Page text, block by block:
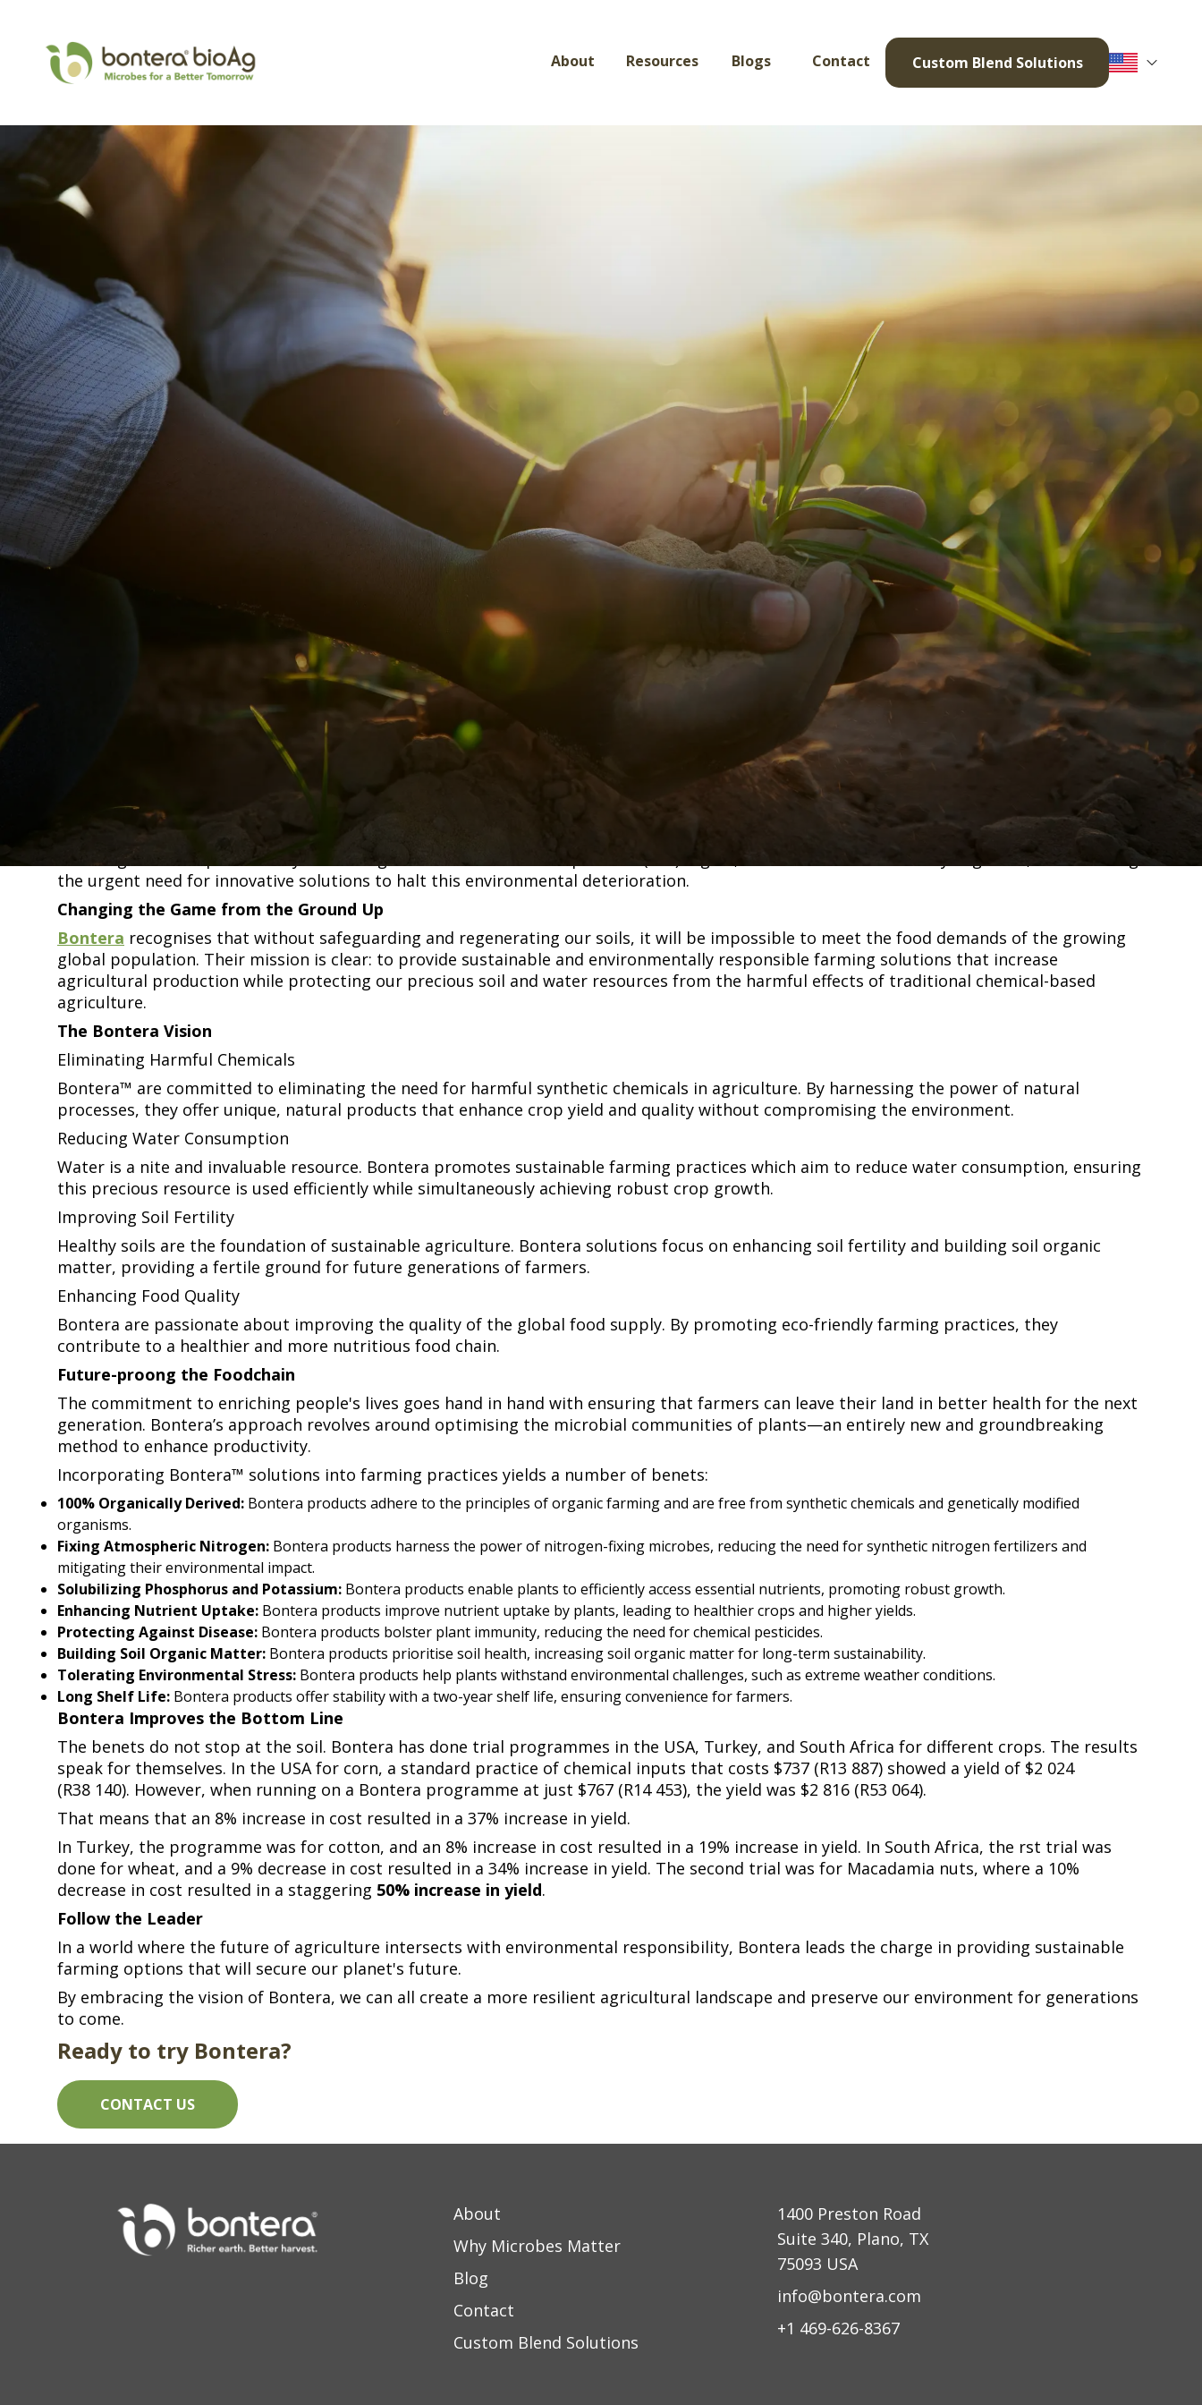
About Resources Blogs Contact Custom Blend Solutions
BACK
FUTURE-PROOFING THE FOODCHAIN: BONTERA™
LEADS THE CHARGE​​​​‌ ‍ ​‍​‍‌‍ ‌ ​‍‌‍‍‌‌‍‌ ‌‍‍‌‌‍ ‍​‍​‍​ ‍‍​‍​‍‌ ​ ‌‍​‌‌‍ ‍‌‍‍‌‌ ‌​‌ ‍‌​‍ ‍‌‍‍‌‌‍ ​‍​‍​‍ ​​‍​‍‌‍‍​‌ ​‍‌‍‌‌‌‍‌‍​‍​‍​ ‍‍​‍​‍​‍ ‌ ​ ‌ ‌​‌ ‌‌‌‍‌​‌‍‍‌‌‍ ​‍ ‌‍‍‌‌‍ ‍‌ ‌​‌‍‌‌‌‍ ‍‌ ‌​​‍ ‌‍‌‌‌‍‌​‌‍‍‌‌ ‌​​‍ ‌‍ ‌‌‍ ‌‍‌​‌‍‌‌​ ‌‌ ​​‌ ​‍‌‍‌‌‌ ​ ‌‍‌‌‌‍ ‍‌ ‌​‌‍​‌‌ ‌​‌‍‍‌‌‍ ‌‍ ‍​ ‍ ‌‍‍‌‌‍‌​​ ‌‌ ​​‌‍ ‌ ​ ‌ ‌​​‍ ‍‌ ​ ‌‍​‌​‍ ‍‌‍‌‍‌ ‌‌‌ ‌​‌ ‌‌‌ ​‍‌‍‌‌​‍ ‌‌ ​​‌ ​‍‌‍ ‌‍ ‌‍‌‍‌‍‍‌‌‍ ‍‌‍‌ ​‍ ‌‌ ‌​‌‍‍​‌‍‌‌​‍ ‌‌‍‌‍‌‍ ‌‍ ‌‍‌​‌‍​ ‌‍‍​‌‍​‌‌‍‍‌‌‍ ‍​‍ ‌‌‍​‍‌‍ ‌‍ ‍‌ ‌​‌‍‌‌‌ ​‍‌‍​‌​‍ ‌‌ ‌​‌‍ ‌​‍ ‌‌‍ ​‌‍‌‌‌‍​‌‌‍‌​‌ ​ ​‍ ‌‌ ‌​‌‍‍​‌‍‌‌​‍ ‌‌‍​ ‌‍‍​‌‍​‌‌ ​‍‌‍‌ ‌‍‌‌​ ‍ ‌ ‌​‌ ‍‌‌ ​​‌‍‌‌​ ‌‌ ​​‌‍ ‌ ​ ‌ ‌​​ ‍ ‌ ​​‌‍​‌‌ ‌​‌‍‍​​ ‌‌ ‌​‌‍‍‌‌ ‌​‌‍ ​‌‍‌‌​ ‌‍​‍‌‍​‌‌ ​ ‌‍‌‌‌‌‌‌‌ ​‍‌‍ ​​ ‌​‍‌‌​ ​‍‌​‌‍‌ ​ ‌ ‌​‌ ‌‌‌‍‌​‌‍‍‌‌‍ ​‍‌‍‌‍‍‌‌‍‌​​ ‌‌ ​​‌‍ ‌ ​ ‌ ‌​​‍ ‍‌ ​ ‌‍​‌​‍ ‍‌‍‌‍‌ ‌‌‌ ‌​‌ ‌‌‌ ​‍‌‍‌‌​‍ ‌‌ ​​‌ ​‍‌‍ ‌‍ ‌‍‌‍‌‍‍‌‌‍ ‍‌‍‌ ​‍ ‌‌ ‌​‌‍‍​‌‍‌‌​‍ ‌‌‍‌‍‌‍ ‌‍ ‌‍‌​‌‍​ ‌‍‍​‌‍​‌‌‍‍‌‌‍ ‍​‍ ‌‌‍​‍‌‍ ‌‍ ‍‌ ‌​‌‍‌‌‌ ​‍‌‍​‌​‍ ‌‌ ‌​‌‍ ‌​‍ ‌‌‍ ​‌‍‌‌‌‍​‌‌‍‌​‌ ​ ​‍ ‌‌ ‌​‌‍‍​‌‍‌‌​‍ ‌‌‍​ ‌‍‍​‌‍​‌‌ ​‍‌‍‌ ‌‍‌‌​‍‌‍‌ ‌​‌ ‍‌‌ ​​‌‍‌‌​ ‌‌ ​​‌‍ ‌ ​ ‌ ‌​​‍‌‍‌ ​​‌‍​‌‌ ‌​‌‍‍​​ ‌‌ ‌​‌‍‍‌‌ ‌​‌‍ ​‌‍‌‌​‍‌‍‌ ​​‌‍‌‌‌ ​‍‌ ​ ‌ ​​‌‍‌‌‌‍​ ‌ ‌​‌‍‍‌‌ ‌‍‌‍‌‌​ ‌‌ ​​‌ ‌‌‌‍​‍‌‍ ​‌‍‍‌‌ ​ ‌‍‍​‌‍‌‌‌‍‌​​‍​‍‌ ‌
In a world facing the daunting challenges of climate change, environmental degradation, and an ever-growing global population, the need
for sustainable farming options has never been more critical. While agriculture is essential for feeding the planet, it also accounts for 10-
12% of all global emissions. Astonishingly, the production and use of synthetic nitrogen fertilizers alone contribute more than 2% of global
emissions—surpassing the entire aviation industry.​​​​‌ ‍ ​‍​‍‌‍ ‌ ​‍‌‍‍‌‌‍‌ ‌‍‍‌‌‍ ‍​‍​‍​ ‍‍​‍​‍‌ ​ ‌‍​‌‌‍ ‍‌‍‍‌‌ ‌​‌ ‍‌​‍ ‍‌‍‍‌‌‍ ​‍​‍​‍ ​​‍​‍‌‍‍​‌ ​‍‌‍‌‌‌‍‌‍​‍​‍​ ‍‍​‍​‍​‍ ‌ ​ ‌ ‌​‌ ‌‌‌‍‌​‌‍‍‌‌‍ ​‍ ‌‍‍‌‌‍ ‍‌ ‌​‌‍‌‌‌‍ ‍‌ ‌​​‍ ‌‍‌‌‌‍‌​‌‍‍‌‌ ‌​​‍ ‌‍ ‌‌‍ ‌‍‌​‌‍‌‌​ ‌‌ ​​‌ ​‍‌‍‌‌‌ ​ ‌‍‌‌‌‍ ‍‌ ‌​‌‍​‌‌ ‌​‌‍‍‌‌‍ ‌‍ ‍​ ‍ ‌‍‍‌‌‍‌​​ ‌‌ ​​‌‍ ‌ ​ ‌ ‌​​‍ ‍‌ ​ ‌‍​‌​‍ ‍‌‍‌‍‌ ‌‌‌ ‌​‌ ‌‌‌ ​‍‌‍‌‌​‍ ‌‌ ​​‌ ​‍‌‍ ‌‍ ‌‍‌‍‌‍‍‌‌‍ ‍‌‍‌ ​‍ ‌‌ ‌​‌‍‍​‌‍‌‌​‍ ‌‌‍‌‍‌‍ ‌‍ ‌‍‌​‌‍​ ‌‍‍​‌‍​‌‌‍‍‌‌‍ ‍​‍ ‌‌‍​‍‌‍ ‌‍ ‍‌ ‌​‌‍‌‌‌ ​‍‌‍​‌​‍ ‌‌ ‌​‌‍ ‌​‍ ‌‌‍ ​‌‍‌‌‌‍​‌‌‍‌​‌ ​ ​‍ ‌‌ ‌​‌‍‍​‌‍‌‌​‍ ‌‌‍​ ‌‍‍​‌‍​‌‌ ​‍‌‍‌ ‌‍‌‌​ ‍ ‌ ‌​‌ ‍‌‌ ​​‌‍‌‌​ ‌‌ ​​‌‍ ‌ ​ ‌ ‌​​ ‍ ‌ ​​‌‍​‌‌ ‌​‌‍‍​​ ‌‌‍​‍‌‍ ‌‍‌​‌ ‍‌​‍‌‌​ ‌‌‌​​‍‌‌ ‌‍‍ ‌‍‌‌‌ ‍‌​‍‌‌​ ​ ‌​‌​​‍‌‌​ ​ ‌​‌​​‍‌‌​ ​‍​ ​‍​ ‌​​ ‍‌​ ​‍‌‍‌‌​ ‍‌​ ​​‌‍‌‍‌‍​‌​ ‌ ​ ​​‌‍​‍​ ‍​​‍‌‌​ ​‍​ ​‍​‍‌‌​ ‌‌‌​‌​​‍ ‍‌‍​ ‌‍‍​‌‍‍‌‌‍ ​‌‍‌​‌ ​‍‌‍‌‌‌‍ ‍​‍‌‌​ ‌‌‌​​‍‌‌ ‌‍‍ ‌‍‌‌‌ ‍‌​‍‌‌​ ​ ‌​‌​​‍‌‌​ ​ ‌​‌​​‍‌‌​ ​‍​ ​‍​ ‍​​ ‌​​ ​​‌‍‌‌​ ‍​​ ​​‌‍​‍‌‍​‌‌‍​‍​ ‌‍​ ​‌​ ‍​​ ​​​‍‌‌​ ​‍​ ​‍​‍‌‌​ ‌‌‌​‌​​‍ ‍‌ ‌​‌‍‌‌‌ ‍​‌ ‌​​ ‌‍​‍‌‍​‌‌ ​ ‌‍‌‌‌‌‌‌‌ ​‍‌‍ ​​ ‌​‍‌‌​ ​‍‌​‌‍‌ ​ ‌ ‌​‌ ‌‌‌‍‌​‌‍‍‌‌‍ ​‍‌‍‌‍‍‌‌‍‌​​ ‌‌ ​​‌‍ ‌ ​ ‌ ‌​​‍ ‍‌ ​ ‌‍​‌​‍ ‍‌‍‌‍‌ ‌‌‌ ‌​‌ ‌‌‌ ​‍‌‍‌‌​‍ ‌‌ ​​‌ ​‍‌‍ ‌‍ ‌‍‌‍‌‍‍‌‌‍ ‍‌‍‌ ​‍ ‌‌ ‌​‌‍‍​‌‍‌‌​‍ ‌‌‍‌‍‌‍ ‌‍ ‌‍‌​‌‍​ ‌‍‍​‌‍​‌‌‍‍‌‌‍ ‍​‍ ‌‌‍​‍‌‍ ‌‍ ‍‌ ‌​‌‍‌‌‌ ​‍‌‍​‌​‍ ‌‌ ‌​‌‍ ‌​‍ ‌‌‍ ​‌‍‌‌‌‍​‌‌‍‌​‌ ​ ​‍ ‌‌ ‌​‌‍‍​‌‍‌‌​‍ ‌‌‍​ ‌‍‍​‌‍​‌‌ ​‍‌‍‌ ‌‍‌‌​‍‌‍‌ ‌​‌ ‍‌‌ ​​‌‍‌‌​ ‌‌ ​​‌‍ ‌ ​ ‌ ‌​​‍‌‍‌ ​​‌‍​‌‌ ‌​‌‍‍​​ ‌‌‍​‍‌‍ ‌‍‌​‌ ‍‌​‍‌‌​ ‌‌‌​​‍‌‌ ‌‍‍ ‌‍‌‌‌ ‍‌​‍‌‌​ ​ ‌​‌​​‍‌‌​ ​ ‌​‌​​‍‌‌​ ​‍​ ​‍​ ‌​​ ‍‌​ ​‍‌‍‌‌​ ‍‌​ ​​‌‍‌‍‌‍​‌​ ‌ ​ ​​‌‍​‍​ ‍​​‍‌‌​ ​‍​ ​‍​‍‌‌​ ‌‌‌​‌​​‍ ‍‌‍​ ‌‍‍​‌‍‍‌‌‍ ​‌‍‌​‌ ​‍‌‍‌‌‌‍ ‍​‍‌‌​ ‌‌‌​​‍‌‌ ‌‍‍ ‌‍‌‌‌ ‍‌​‍‌‌​ ​ ‌​‌​​‍‌‌​ ​ ‌​‌​​‍‌‌​ ​‍​ ​‍​ ‍​​ ‌​​ ​​‌‍‌‌​ ‍​​ ​​‌‍​‍‌‍​‌‌‍​‍​ ‌‍​ ​‌​ ‍​​ ​​​‍‌‌​ ​‍​ ​‍​‍‌‌​ ‌‌‌​‌​​‍ ‍‌ ‌​‌‍‌‌‌ ‍​‌ ‌​​‍‌‍‌ ​​‌‍‌‌‌ ​‍‌ ​ ‌ ​​‌‍‌‌‌‍​ ‌ ‌​‌‍‍‌‌ ‌‍‌‍‌‌​ ‌‌ ​​‌ ‌‌‌‍​‍‌‍ ​‌‍‍‌‌ ​ ‌‍‍​‌‍‌‌‌‍‌​​‍​‍‌ ‌
In addition, alarming trends in land productivity have emerged in recent years. From 2000 to 2015, one-fifth of the Earth's surface exhibited
declining trends in productivity. In the Organisation of Islamic Cooperation (OIC) region, 16% of land area is already degraded, underscoring
the urgent need for innovative solutions to halt this environmental deterioration.​​​​‌ ‍ ​‍​‍‌‍ ‌ ​‍‌‍‍‌‌‍‌ ‌‍‍‌‌‍ ‍​‍​‍​ ‍‍​‍​‍‌ ​ ‌‍​‌‌‍ ‍‌‍‍‌‌ ‌​‌ ‍‌​‍ ‍‌‍‍‌‌‍ ​‍​‍​‍ ​​‍​‍‌‍‍​‌ ​‍‌‍‌‌‌‍‌‍​‍​‍​ ‍‍​‍​‍​‍ ‌ ​ ‌ ‌​‌ ‌‌‌‍‌​‌‍‍‌‌‍ ​‍ ‌‍‍‌‌‍ ‍‌ ‌​‌‍‌‌‌‍ ‍‌ ‌​​‍ ‌‍‌‌‌‍‌​‌‍‍‌‌ ‌​​‍ ‌‍ ‌‌‍ ‌‍‌​‌‍‌‌​ ‌‌ ​​‌ ​‍‌‍‌‌‌ ​ ‌‍‌‌‌‍ ‍‌ ‌​‌‍​‌‌ ‌​‌‍‍‌‌‍ ‌‍ ‍​ ‍ ‌‍‍‌‌‍‌​​ ‌‌ ​​‌‍ ‌ ​ ‌ ‌​​‍ ‍‌ ​ ‌‍​‌​‍ ‍‌‍‌‍‌ ‌‌‌ ‌​‌ ‌‌‌ ​‍‌‍‌‌​‍ ‌‌ ​​‌ ​‍‌‍ ‌‍ ‌‍‌‍‌‍‍‌‌‍ ‍‌‍‌ ​‍ ‌‌ ‌​‌‍‍​‌‍‌‌​‍ ‌‌‍‌‍‌‍ ‌‍ ‌‍‌​‌‍​ ‌‍‍​‌‍​‌‌‍‍‌‌‍ ‍​‍ ‌‌‍​‍‌‍ ‌‍ ‍‌ ‌​‌‍‌‌‌ ​‍‌‍​‌​‍ ‌‌ ‌​‌‍ ‌​‍ ‌‌‍ ​‌‍‌‌‌‍​‌‌‍‌​‌ ​ ​‍ ‌‌ ‌​‌‍‍​‌‍‌‌​‍ ‌‌‍​ ‌‍‍​‌‍​‌‌ ​‍‌‍‌ ‌‍‌‌​ ‍ ‌ ‌​‌ ‍‌‌ ​​‌‍‌‌​ ‌‌ ​​‌‍ ‌ ​ ‌ ‌​​ ‍ ‌ ​​‌‍​‌‌ ‌​‌‍‍​​ ‌‌‍​‍‌‍ ‌‍‌​‌ ‍‌​‍‌‌​ ‌‌‌​​‍‌‌ ‌‍‍ ‌‍‌‌‌ ‍‌​‍‌‌​ ​ ‌​‌​​‍‌‌​ ​ ‌​‌​​‍‌‌​ ​‍​ ​‍​ ‌‍‌‍‌‌​ ​‍​ ‌‌​ ‌ ​ ‌ ‌‍​‍​ ​ ‌‍‌‍​ ​​​ ‌​​ ​‌​‍‌‌​ ​‍​ ​‍​‍‌‌​ ‌‌‌​‌​​‍ ‍‌‍​ ‌‍‍​‌‍‍‌‌‍ ​‌‍‌​‌ ​‍‌‍‌‌‌‍ ‍​‍‌‌​ ‌‌‌​​‍‌‌ ‌‍‍ ‌‍‌‌‌ ‍‌​‍‌‌​ ​ ‌​‌​​‍‌‌​ ​ ‌​‌​​‍‌‌​ ​‍​ ​‍‌‍‌‍‌‍‌‍​ ​‍‌‍‌‌‌‍​‌​ ‌​​ ‌​​ ‌‌‌‍​‌‌‍​‌‌‍​‌‌‍​‍​ ​​​‍‌‌​ ​‍​ ​‍​‍‌‌​ ‌‌‌​‌​​‍ ‍‌ ‌​‌‍‌‌‌ ‍​‌ ‌​​ ‌‍​‍‌‍​‌‌ ​ ‌‍‌‌‌‌‌‌‌ ​‍‌‍ ​​ ‌​‍‌‌​ ​‍‌​‌‍‌ ​ ‌ ‌​‌ ‌‌‌‍‌​‌‍‍‌‌‍ ​‍‌‍‌‍‍‌‌‍‌​​ ‌‌ ​​‌‍ ‌ ​ ‌ ‌​​‍ ‍‌ ​ ‌‍​‌​‍ ‍‌‍‌‍‌ ‌‌‌ ‌​‌ ‌‌‌ ​‍‌‍‌‌​‍ ‌‌ ​​‌ ​‍‌‍ ‌‍ ‌‍‌‍‌‍‍‌‌‍ ‍‌‍‌ ​‍ ‌‌ ‌​‌‍‍​‌‍‌‌​‍ ‌‌‍‌‍‌‍ ‌‍ ‌‍‌​‌‍​ ‌‍‍​‌‍​‌‌‍‍‌‌‍ ‍​‍ ‌‌‍​‍‌‍ ‌‍ ‍‌ ‌​‌‍‌‌‌ ​‍‌‍​‌​‍ ‌‌ ‌​‌‍ ‌​‍ ‌‌‍ ​‌‍‌‌‌‍​‌‌‍‌​‌ ​ ​‍ ‌‌ ‌​‌‍‍​‌‍‌‌​‍ ‌‌‍​ ‌‍‍​‌‍​‌‌ ​‍‌‍‌ ‌‍‌‌​‍‌‍‌ ‌​‌ ‍‌‌ ​​‌‍‌‌​ ‌‌ ​​‌‍ ‌ ​ ‌ ‌​​‍‌‍‌ ​​‌‍​‌‌ ‌​‌‍‍​​ ‌‌‍​‍‌‍ ‌‍‌​‌ ‍‌​‍‌‌​ ‌‌‌​​‍‌‌ ‌‍‍ ‌‍‌‌‌ ‍‌​‍‌‌​ ​ ‌​‌​​‍‌‌​ ​ ‌​‌​​‍‌‌​ ​‍​ ​‍​ ‌‍‌‍‌‌​ ​‍​ ‌‌​ ‌ ​ ‌ ‌‍​‍​ ​ ‌‍‌‍​ ​​​ ‌​​ ​‌​‍‌‌​ ​‍​ ​‍​‍‌‌​ ‌‌‌​‌​​‍ ‍‌‍​ ‌‍‍​‌‍‍‌‌‍ ​‌‍‌​‌ ​‍‌‍‌‌‌‍ ‍​‍‌‌​ ‌‌‌​​‍‌‌ ‌‍‍ ‌‍‌‌‌ ‍‌​‍‌‌​ ​ ‌​‌​​‍‌‌​ ​ ‌​‌​​‍‌‌​ ​‍​ ​‍‌‍‌‍‌‍‌‍​ ​‍‌‍‌‌‌‍​‌​ ‌​​ ‌​​ ‌‌‌‍​‌‌‍​‌‌‍​‌‌‍​‍​ ​​​‍‌‌​ ​‍​ ​‍​‍‌‌​ ‌‌‌​‌​​‍ ‍‌ ‌​‌‍‌‌‌ ‍​‌ ‌​​‍‌‍‌ ​​‌‍‌‌‌ ​‍‌ ​ ‌ ​​‌‍‌‌‌‍​ ‌ ‌​‌‍‍‌‌ ‌‍‌‍‌‌​ ‌‌ ​​‌ ‌‌‌‍​‍‌‍ ​‌‍‍‌‌ ​ ‌‍‍​‌‍‌‌‌‍‌​​‍​‍‌ ‌
Changing the Game from the Ground Up​​​​‌ ‍ ​‍​‍‌‍ ‌ ​‍‌‍‍‌‌‍‌ ‌‍‍‌‌‍ ‍​‍​‍​ ‍‍​‍​‍‌ ​ ‌‍​‌‌‍ ‍‌‍‍‌‌ ‌​‌ ‍‌​‍ ‍‌‍‍‌‌‍ ​‍​‍​‍ ​​‍​‍‌‍‍​‌ ​‍‌‍‌‌‌‍‌‍​‍​‍​ ‍‍​‍​‍​‍ ‌ ​ ‌ ‌​‌ ‌‌‌‍‌​‌‍‍‌‌‍ ​‍ ‌‍‍‌‌‍ ‍‌ ‌​‌‍‌‌‌‍ ‍‌ ‌​​‍ ‌‍‌‌‌‍‌​‌‍‍‌‌ ‌​​‍ ‌‍ ‌‌‍ ‌‍‌​‌‍‌‌​ ‌‌ ​​‌ ​‍‌‍‌‌‌ ​ ‌‍‌‌‌‍ ‍‌ ‌​‌‍​‌‌ ‌​‌‍‍‌‌‍ ‌‍ ‍​ ‍ ‌‍‍‌‌‍‌​​ ‌‌ ​​‌‍ ‌ ​ ‌ ‌​​‍ ‍‌ ​ ‌‍​‌​‍ ‍‌‍‌‍‌ ‌‌‌ ‌​‌ ‌‌‌ ​‍‌‍‌‌​‍ ‌‌ ​​‌ ​‍‌‍ ‌‍ ‌‍‌‍‌‍‍‌‌‍ ‍‌‍‌ ​‍ ‌‌ ‌​‌‍‍​‌‍‌‌​‍ ‌‌‍‌‍‌‍ ‌‍ ‌‍‌​‌‍​ ‌‍‍​‌‍​‌‌‍‍‌‌‍ ‍​‍ ‌‌‍​‍‌‍ ‌‍ ‍‌ ‌​‌‍‌‌‌ ​‍‌‍​‌​‍ ‌‌ ‌​‌‍ ‌​‍ ‌‌‍ ​‌‍‌‌‌‍​‌‌‍‌​‌ ​ ​‍ ‌‌ ‌​‌‍‍​‌‍‌‌​‍ ‌‌‍​ ‌‍‍​‌‍​‌‌ ​‍‌‍‌ ‌‍‌‌​ ‍ ‌ ‌​‌ ‍‌‌ ​​‌‍‌‌​ ‌‌ ​​‌‍ ‌ ​ ‌ ‌​​ ‍ ‌ ​​‌‍​‌‌ ‌​‌‍‍​​ ‌‌‍​‍‌‍ ‌‍‌​‌ ‍‌​‍‌‌​ ‌‌‌​​‍‌‌ ‌‍‍ ‌‍‌‌‌ ‍‌​‍‌‌​ ​ ‌​‌​​‍‌‌​ ​ ‌​‌​​‍‌‌​ ​‍​ ​‍‌‍‌​‌‍‌‌​ ‍‌‌‍​‍​ ​​​ ​ ​ ​ ​ ‍​​ ‌‌‌‍​‍​ ​ ​ ‌​​‍‌‌​ ​‍​ ​‍​‍‌‌​ ‌‌‌​‌​​‍ ‍‌‍​ ‌‍‍​‌‍‍‌‌‍ ​‌‍‌​‌ ​‍‌‍‌‌‌‍ ‍​‍‌‌​ ‌‌‌​​‍‌‌ ‌‍‍ ‌‍‌‌‌ ‍‌​‍‌‌​ ​ ‌​‌​​‍‌‌​ ​ ‌​‌​​‍‌‌​ ​‍​ ​‍‌‍‌‌​ ​‍​ ‌ ​ ​ ‌‍​‌​ ​ ‌‍​‍​ ‌‌‌‍​‌​ ​ ‌‍‌​​ ‍​​ ​​​‍‌‌​ ​‍​ ​‍​‍‌‌​ ‌‌‌​‌​​‍ ‍‌ ‌​‌‍‌‌‌ ‍​‌ ‌​​ ‌‍​‍‌‍​‌‌ ​ ‌‍‌‌‌‌‌‌‌ ​‍‌‍ ​​ ‌​‍‌‌​ ​‍‌​‌‍‌ ​ ‌ ‌​‌ ‌‌‌‍‌​‌‍‍‌‌‍ ​‍‌‍‌‍‍‌‌‍‌​​ ‌‌ ​​‌‍ ‌ ​ ‌ ‌​​‍ ‍‌ ​ ‌‍​‌​‍ ‍‌‍‌‍‌ ‌‌‌ ‌​‌ ‌‌‌ ​‍‌‍‌‌​‍ ‌‌ ​​‌ ​‍‌‍ ‌‍ ‌‍‌‍‌‍‍‌‌‍ ‍‌‍‌ ​‍ ‌‌ ‌​‌‍‍​‌‍‌‌​‍ ‌‌‍‌‍‌‍ ‌‍ ‌‍‌​‌‍​ ‌‍‍​‌‍​‌‌‍‍‌‌‍ ‍​‍ ‌‌‍​‍‌‍ ‌‍ ‍‌ ‌​‌‍‌‌‌ ​‍‌‍​‌​‍ ‌‌ ‌​‌‍ ‌​‍ ‌‌‍ ​‌‍‌‌‌‍​‌‌‍‌​‌ ​ ​‍ ‌‌ ‌​‌‍‍​‌‍‌‌​‍ ‌‌‍​ ‌‍‍​‌‍​‌‌ ​‍‌‍‌ ‌‍‌‌​‍‌‍‌ ‌​‌ ‍‌‌ ​​‌‍‌‌​ ‌‌ ​​‌‍ ‌ ​ ‌ ‌​​‍‌‍‌ ​​‌‍​‌‌ ‌​‌‍‍​​ ‌‌‍​‍‌‍ ‌‍‌​‌ ‍‌​‍‌‌​ ‌‌‌​​‍‌‌ ‌‍‍ ‌‍‌‌‌ ‍‌​‍‌‌​ ​ ‌​‌​​‍‌‌​ ​ ‌​‌​​‍‌‌​ ​‍​ ​‍‌‍‌​‌‍‌‌​ ‍‌‌‍​‍​ ​​​ ​ ​ ​ ​ ‍​​ ‌‌‌‍​‍​ ​ ​ ‌​​‍‌‌​ ​‍​ ​‍​‍‌‌​ ‌‌‌​‌​​‍ ‍‌‍​ ‌‍‍​‌‍‍‌‌‍ ​‌‍‌​‌ ​‍‌‍‌‌‌‍ ‍​‍‌‌​ ‌‌‌​​‍‌‌ ‌‍‍ ‌‍‌‌‌ ‍‌​‍‌‌​ ​ ‌​‌​​‍‌‌​ ​ ‌​‌​​‍‌‌​ ​‍​ ​‍‌‍‌‌​ ​‍​ ‌ ​ ​ ‌‍​‌​ ​ ‌‍​‍​ ‌‌‌‍​‌​ ​ ‌‍‌​​ ‍​​ ​​​‍‌‌​ ​‍​ ​‍​‍‌‌​ ‌‌‌​‌​​‍ ‍‌ ‌​‌‍‌‌‌ ‍​‌ ‌​​‍‌‍‌ ​​‌‍‌‌‌ ​‍‌ ​ ‌ ​​‌‍‌‌‌‍​ ‌ ‌​‌‍‍‌‌ ‌‍‌‍‌‌​ ‌‌ ​​‌ ‌‌‌‍​‍‌‍ ​‌‍‍‌‌ ​ ‌‍‍​‌‍‌‌‌‍‌​​‍​‍‌ ‌
Bontera​​​​‌ ‍ ​‍​‍‌‍ ‌ ​‍‌‍‍‌‌‍‌ ‌‍‍‌‌‍ ‍​‍​‍​ ‍‍​‍​‍‌ ​ ‌‍​‌‌‍ ‍‌‍‍‌‌ ‌​‌ ‍‌​‍ ‍‌‍‍‌‌‍ ​‍​‍​‍ ​​‍​‍‌‍‍​‌ ​‍‌‍‌‌‌‍‌‍​‍​‍​ ‍‍​‍​‍​‍ ‌ ​ ‌ ‌​‌ ‌‌‌‍‌​‌‍‍‌‌‍ ​‍ ‌‍‍‌‌‍ ‍‌ ‌​‌‍‌‌‌‍ ‍‌ ‌​​‍ ‌‍‌‌‌‍‌​‌‍‍‌‌ ‌​​‍ ‌‍ ‌‌‍ ‌‍‌​‌‍‌‌​ ‌‌ ​​‌ ​‍‌‍‌‌‌ ​ ‌‍‌‌‌‍ ‍‌ ‌​‌‍​‌‌ ‌​‌‍‍‌‌‍ ‌‍ ‍​ ‍ ‌‍‍‌‌‍‌​​ ‌‌ ​​‌‍ ‌ ​ ‌ ‌​​‍ ‍‌ ​ ‌‍​‌​‍ ‍‌‍‌‍‌ ‌‌‌ ‌​‌ ‌‌‌ ​‍‌‍‌‌​‍ ‌‌ ​​‌ ​‍‌‍ ‌‍ ‌‍‌‍‌‍‍‌‌‍ ‍‌‍‌ ​‍ ‌‌ ‌​‌‍‍​‌‍‌‌​‍ ‌‌‍‌‍‌‍ ‌‍ ‌‍‌​‌‍​ ‌‍‍​‌‍​‌‌‍‍‌‌‍ ‍​‍ ‌‌‍​‍‌‍ ‌‍ ‍‌ ‌​‌‍‌‌‌ ​‍‌‍​‌​‍ ‌‌ ‌​‌‍ ‌​‍ ‌‌‍ ​‌‍‌‌‌‍​‌‌‍‌​‌ ​ ​‍ ‌‌ ‌​‌‍‍​‌‍‌‌​‍ ‌‌‍​ ‌‍‍​‌‍​‌‌ ​‍‌‍‌ ‌‍‌‌​ ‍ ‌ ‌​‌ ‍‌‌ ​​‌‍‌‌​ ‌‌ ​​‌‍ ‌ ​ ‌ ‌​​ ‍ ‌ ​​‌‍​‌‌ ‌​‌‍‍​​ ‌‌‍​‍‌‍ ‌‍‌​‌ ‍‌​‍‌‌​ ‌‌‌​​‍‌‌ ‌‍‍ ‌‍‌‌‌ ‍‌​‍‌‌​ ​ ‌​‌​​‍‌‌​ ​ ‌​‌​​‍‌‌​ ​‍​ ​‍​ ‍​​ ​‌​ ‍‌‌‍​‌​ ‌‌​ ‌‌​ ​ ‌‍​ ‌‍‌‌​ ‌​‌‍‌‍‌‍‌‍​‍‌‌​ ​‍​ ​‍​‍‌‌​ ‌‌‌​‌​​‍ ‍‌‍​ ‌‍‍​‌‍‍‌‌‍ ​‌‍‌​‌ ​‍‌‍‌‌‌‍ ‍​‍‌‌​ ‌‌‌​​‍‌‌ ‌‍‍ ‌‍‌‌‌ ‍‌​‍‌‌​ ​ ‌​‌​​‍‌‌​ ​ ‌​‌​​‍‌‌​ ​‍​ ​‍‌‍‌​‌‍​‌​ ‌​​ ‌ ‌‍​‌​ ‌ ​ ​ ‌‍​‍‌‍‌‌​ ​‍​ ‍​‌‍‌‍​ ​​​‍‌‌​ ​‍​ ​‍​‍‌‌​ ‌‌‌​‌​​‍ ‍‌ ‌​‌‍‌‌‌ ‍​‌ ‌​​ ‌‍​‍‌‍​‌‌ ​ ‌‍‌‌‌‌‌‌‌ ​‍‌‍ ​​ ‌​‍‌‌​ ​‍‌​‌‍‌ ​ ‌ ‌​‌ ‌‌‌‍‌​‌‍‍‌‌‍ ​‍‌‍‌‍‍‌‌‍‌​​ ‌‌ ​​‌‍ ‌ ​ ‌ ‌​​‍ ‍‌ ​ ‌‍​‌​‍ ‍‌‍‌‍‌ ‌‌‌ ‌​‌ ‌‌‌ ​‍‌‍‌‌​‍ ‌‌ ​​‌ ​‍‌‍ ‌‍ ‌‍‌‍‌‍‍‌‌‍ ‍‌‍‌ ​‍ ‌‌ ‌​‌‍‍​‌‍‌‌​‍ ‌‌‍‌‍‌‍ ‌‍ ‌‍‌​‌‍​ ‌‍‍​‌‍​‌‌‍‍‌‌‍ ‍​‍ ‌‌‍​‍‌‍ ‌‍ ‍‌ ‌​‌‍‌‌‌ ​‍‌‍​‌​‍ ‌‌ ‌​‌‍ ‌​‍ ‌‌‍ ​‌‍‌‌‌‍​‌‌‍‌​‌ ​ ​‍ ‌‌ ‌​‌‍‍​‌‍‌‌​‍ ‌‌‍​ ‌‍‍​‌‍​‌‌ ​‍‌‍‌ ‌‍‌‌​‍‌‍‌ ‌​‌ ‍‌‌ ​​‌‍‌‌​ ‌‌ ​​‌‍ ‌ ​ ‌ ‌​​‍‌‍‌ ​​‌‍​‌‌ ‌​‌‍‍​​ ‌‌‍​‍‌‍ ‌‍‌​‌ ‍‌​‍‌‌​ ‌‌‌​​‍‌‌ ‌‍‍ ‌‍‌‌‌ ‍‌​‍‌‌​ ​ ‌​‌​​‍‌‌​ ​ ‌​‌​​‍‌‌​ ​‍​ ​‍​ ‍​​ ​‌​ ‍‌‌‍​‌​ ‌‌​ ‌‌​ ​ ‌‍​ ‌‍‌‌​ ‌​‌‍‌‍‌‍‌‍​‍‌‌​ ​‍​ ​‍​‍‌‌​ ‌‌‌​‌​​‍ ‍‌‍​ ‌‍‍​‌‍‍‌‌‍ ​‌‍‌​‌ ​‍‌‍‌‌‌‍ ‍​‍‌‌​ ‌‌‌​​‍‌‌ ‌‍‍ ‌‍‌‌‌ ‍‌​‍‌‌​ ​ ‌​‌​​‍‌‌​ ​ ‌​‌​​‍‌‌​ ​‍​ ​‍‌‍‌​‌‍​‌​ ‌​​ ‌ ‌‍​‌​ ‌ ​ ​ ‌‍​‍‌‍‌‌​ ​‍​ ‍​‌‍‌‍​ ​​​‍‌‌​ ​‍​ ​‍​‍‌‌​ ‌‌‌​‌​​‍ ‍‌ ‌​‌‍‌‌‌ ‍​‌ ‌​​‍‌‍‌ ​​‌‍‌‌‌ ​‍‌ ​ ‌ ​​‌‍‌‌‌‍​ ‌ ‌​‌‍‍‌‌ ‌‍‌‍‌‌​ ‌‌ ​​‌ ‌‌‌‍​‍‌‍ ​‌‍‍‌‌ ​ ‌‍‍​‌‍‌‌‌‍‌​​‍​‍‌ ‌ recognises that without safeguarding and regenerating our soils, it will be impossible to meet the food demands of the growing
global population. Their mission is clear: to provide sustainable and environmentally responsible farming solutions that increase
agricultural production while protecting our precious soil and water resources from the harmful effects of traditional chemical-based
agriculture.​​​​‌ ‍ ​‍​‍‌‍ ‌ ​‍‌‍‍‌‌‍‌ ‌‍‍‌‌‍ ‍​‍​‍​ ‍‍​‍​‍‌ ​ ‌‍​‌‌‍ ‍‌‍‍‌‌ ‌​‌ ‍‌​‍ ‍‌‍‍‌‌‍ ​‍​‍​‍ ​​‍​‍‌‍‍​‌ ​‍‌‍‌‌‌‍‌‍​‍​‍​ ‍‍​‍​‍​‍ ‌ ​ ‌ ‌​‌ ‌‌‌‍‌​‌‍‍‌‌‍ ​‍ ‌‍‍‌‌‍ ‍‌ ‌​‌‍‌‌‌‍ ‍‌ ‌​​‍ ‌‍‌‌‌‍‌​‌‍‍‌‌ ‌​​‍ ‌‍ ‌‌‍ ‌‍‌​‌‍‌‌​ ‌‌ ​​‌ ​‍‌‍‌‌‌ ​ ‌‍‌‌‌‍ ‍‌ ‌​‌‍​‌‌ ‌​‌‍‍‌‌‍ ‌‍ ‍​ ‍ ‌‍‍‌‌‍‌​​ ‌‌ ​​‌‍ ‌ ​ ‌ ‌​​‍ ‍‌ ​ ‌‍​‌​‍ ‍‌‍‌‍‌ ‌‌‌ ‌​‌ ‌‌‌ ​‍‌‍‌‌​‍ ‌‌ ​​‌ ​‍‌‍ ‌‍ ‌‍‌‍‌‍‍‌‌‍ ‍‌‍‌ ​‍ ‌‌ ‌​‌‍‍​‌‍‌‌​‍ ‌‌‍‌‍‌‍ ‌‍ ‌‍‌​‌‍​ ‌‍‍​‌‍​‌‌‍‍‌‌‍ ‍​‍ ‌‌‍​‍‌‍ ‌‍ ‍‌ ‌​‌‍‌‌‌ ​‍‌‍​‌​‍ ‌‌ ‌​‌‍ ‌​‍ ‌‌‍ ​‌‍‌‌‌‍​‌‌‍‌​‌ ​ ​‍ ‌‌ ‌​‌‍‍​‌‍‌‌​‍ ‌‌‍​ ‌‍‍​‌‍​‌‌ ​‍‌‍‌ ‌‍‌‌​ ‍ ‌ ‌​‌ ‍‌‌ ​​‌‍‌‌​ ‌‌ ​​‌‍ ‌ ​ ‌ ‌​​ ‍ ‌ ​​‌‍​‌‌ ‌​‌‍‍​​ ‌‌‍​‍‌‍ ‌‍‌​‌ ‍‌​‍‌‌​ ‌‌‌​​‍‌‌ ‌‍‍ ‌‍‌‌‌ ‍‌​‍‌‌​ ​ ‌​‌​​‍‌‌​ ​ ‌​‌​​‍‌‌​ ​‍​ ​‍​ ‍​​ ​‌​ ‍‌‌‍​‌​ ‌‌​ ‌‌​ ​ ‌‍​ ‌‍‌‌​ ‌​‌‍‌‍‌‍‌‍​‍‌‌​ ​‍​ ​‍​‍‌‌​ ‌‌‌​‌​​‍ ‍‌‍​ ‌‍‍​‌‍‍‌‌‍ ​‌‍‌​‌ ​‍‌‍‌‌‌‍ ‍​‍‌‌​ ‌‌‌​​‍‌‌ ‌‍‍ ‌‍‌‌‌ ‍‌​‍‌‌​ ​ ‌​‌​​‍‌‌​ ​ ‌​‌​​‍‌‌​ ​‍​ ​‍‌‍‌​‌‍​‌​ ‌​​ ‌ ‌‍​‌​ ‌ ​ ​ ‌‍​‍‌‍‌‌​ ​‍​ ‍​‌‍‌‍​ ​‌​‍‌‌​ ​‍​ ​‍​‍‌‌​ ‌‌‌​‌​​‍ ‍‌ ‌​‌‍‌‌‌ ‍​‌ ‌​​ ‌‍​‍‌‍​‌‌ ​ ‌‍‌‌‌‌‌‌‌ ​‍‌‍ ​​ ‌​‍‌‌​ ​‍‌​‌‍‌ ​ ‌ ‌​‌ ‌‌‌‍‌​‌‍‍‌‌‍ ​‍‌‍‌‍‍‌‌‍‌​​ ‌‌ ​​‌‍ ‌ ​ ‌ ‌​​‍ ‍‌ ​ ‌‍​‌​‍ ‍‌‍‌‍‌ ‌‌‌ ‌​‌ ‌‌‌ ​‍‌‍‌‌​‍ ‌‌ ​​‌ ​‍‌‍ ‌‍ ‌‍‌‍‌‍‍‌‌‍ ‍‌‍‌ ​‍ ‌‌ ‌​‌‍‍​‌‍‌‌​‍ ‌‌‍‌‍‌‍ ‌‍ ‌‍‌​‌‍​ ‌‍‍​‌‍​‌‌‍‍‌‌‍ ‍​‍ ‌‌‍​‍‌‍ ‌‍ ‍‌ ‌​‌‍‌‌‌ ​‍‌‍​‌​‍ ‌‌ ‌​‌‍ ‌​‍ ‌‌‍ ​‌‍‌‌‌‍​‌‌‍‌​‌ ​ ​‍ ‌‌ ‌​‌‍‍​‌‍‌‌​‍ ‌‌‍​ ‌‍‍​‌‍​‌‌ ​‍‌‍‌ ‌‍‌‌​‍‌‍‌ ‌​‌ ‍‌‌ ​​‌‍‌‌​ ‌‌ ​​‌‍ ‌ ​ ‌ ‌​​‍‌‍‌ ​​‌‍​‌‌ ‌​‌‍‍​​ ‌‌‍​‍‌‍ ‌‍‌​‌ ‍‌​‍‌‌​ ‌‌‌​​‍‌‌ ‌‍‍ ‌‍‌‌‌ ‍‌​‍‌‌​ ​ ‌​‌​​‍‌‌​ ​ ‌​‌​​‍‌‌​ ​‍​ ​‍​ ‍​​ ​‌​ ‍‌‌‍​‌​ ‌‌​ ‌‌​ ​ ‌‍​ ‌‍‌‌​ ‌​‌‍‌‍‌‍‌‍​‍‌‌​ ​‍​ ​‍​‍‌‌​ ‌‌‌​‌​​‍ ‍‌‍​ ‌‍‍​‌‍‍‌‌‍ ​‌‍‌​‌ ​‍‌‍‌‌‌‍ ‍​‍‌‌​ ‌‌‌​​‍‌‌ ‌‍‍ ‌‍‌‌‌ ‍‌​‍‌‌​ ​ ‌​‌​​‍‌‌​ ​ ‌​‌​​‍‌‌​ ​‍​ ​‍‌‍‌​‌‍​‌​ ‌​​ ‌ ‌‍​‌​ ‌ ​ ​ ‌‍​‍‌‍‌‌​ ​‍​ ‍​‌‍‌‍​ ​‌​‍‌‌​ ​‍​ ​‍​‍‌‌​ ‌‌‌​‌​​‍ ‍‌ ‌​‌‍‌‌‌ ‍​‌ ‌​​‍‌‍‌ ​​‌‍‌‌‌ ​‍‌ ​ ‌ ​​‌‍‌‌‌‍​ ‌ ‌​‌‍‍‌‌ ‌‍‌‍‌‌​ ‌‌ ​​‌ ‌‌‌‍​‍‌‍ ​‌‍‍‌‌ ​ ‌‍‍​‌‍‌‌‌‍‌​​‍​‍‌ ‌
The Bontera Vision​​​​‌ ‍ ​‍​‍‌‍ ‌ ​‍‌‍‍‌‌‍‌ ‌‍‍‌‌‍ ‍​‍​‍​ ‍‍​‍​‍‌ ​ ‌‍​‌‌‍ ‍‌‍‍‌‌ ‌​‌ ‍‌​‍ ‍‌‍‍‌‌‍ ​‍​‍​‍ ​​‍​‍‌‍‍​‌ ​‍‌‍‌‌‌‍‌‍​‍​‍​ ‍‍​‍​‍​‍ ‌ ​ ‌ ‌​‌ ‌‌‌‍‌​‌‍‍‌‌‍ ​‍ ‌‍‍‌‌‍ ‍‌ ‌​‌‍‌‌‌‍ ‍‌ ‌​​‍ ‌‍‌‌‌‍‌​‌‍‍‌‌ ‌​​‍ ‌‍ ‌‌‍ ‌‍‌​‌‍‌‌​ ‌‌ ​​‌ ​‍‌‍‌‌‌ ​ ‌‍‌‌‌‍ ‍‌ ‌​‌‍​‌‌ ‌​‌‍‍‌‌‍ ‌‍ ‍​ ‍ ‌‍‍‌‌‍‌​​ ‌‌ ​​‌‍ ‌ ​ ‌ ‌​​‍ ‍‌ ​ ‌‍​‌​‍ ‍‌‍‌‍‌ ‌‌‌ ‌​‌ ‌‌‌ ​‍‌‍‌‌​‍ ‌‌ ​​‌ ​‍‌‍ ‌‍ ‌‍‌‍‌‍‍‌‌‍ ‍‌‍‌ ​‍ ‌‌ ‌​‌‍‍​‌‍‌‌​‍ ‌‌‍‌‍‌‍ ‌‍ ‌‍‌​‌‍​ ‌‍‍​‌‍​‌‌‍‍‌‌‍ ‍​‍ ‌‌‍​‍‌‍ ‌‍ ‍‌ ‌​‌‍‌‌‌ ​‍‌‍​‌​‍ ‌‌ ‌​‌‍ ‌​‍ ‌‌‍ ​‌‍‌‌‌‍​‌‌‍‌​‌ ​ ​‍ ‌‌ ‌​‌‍‍​‌‍‌‌​‍ ‌‌‍​ ‌‍‍​‌‍​‌‌ ​‍‌‍‌ ‌‍‌‌​ ‍ ‌ ‌​‌ ‍‌‌ ​​‌‍‌‌​ ‌‌ ​​‌‍ ‌ ​ ‌ ‌​​ ‍ ‌ ​​‌‍​‌‌ ‌​‌‍‍​​ ‌‌‍​‍‌‍ ‌‍‌​‌ ‍‌​‍‌‌​ ‌‌‌​​‍‌‌ ‌‍‍ ‌‍‌‌‌ ‍‌​‍‌‌​ ​ ‌​‌​​‍‌‌​ ​ ‌​‌​​‍‌‌​ ​‍​ ​‍​ ‌ ​ ​ ‌‍​ ​ ​‌​ ‍​​ ‍‌​ ​‌​ ​‍​ ‌‌​ ​‍​ ​‍‌‍​‌​‍‌‌​ ​‍​ ​‍​‍‌‌​ ‌‌‌​‌​​‍ ‍‌‍​ ‌‍‍​‌‍‍‌‌‍ ​‌‍‌​‌ ​‍‌‍‌‌‌‍ ‍​‍‌‌​ ‌‌‌​​‍‌‌ ‌‍‍ ‌‍‌‌‌ ‍‌​‍‌‌​ ​ ‌​‌​​‍‌‌​ ​ ‌​‌​​‍‌‌​ ​‍​ ​‍‌‍​ ​ ‍‌‌‍​ ​ ​ ​ ​ ‌‍​ ‌‍‌‌​ ​‍​ ​ ‌‍​‌​ ​ ​ ‌‍​ ​​​‍‌‌​ ​‍​ ​‍​‍‌‌​ ‌‌‌​‌​​‍ ‍‌ ‌​‌‍‌‌‌ ‍​‌ ‌​​ ‌‍​‍‌‍​‌‌ ​ ‌‍‌‌‌‌‌‌‌ ​‍‌‍ ​​ ‌​‍‌‌​ ​‍‌​‌‍‌ ​ ‌ ‌​‌ ‌‌‌‍‌​‌‍‍‌‌‍ ​‍‌‍‌‍‍‌‌‍‌​​ ‌‌ ​​‌‍ ‌ ​ ‌ ‌​​‍ ‍‌ ​ ‌‍​‌​‍ ‍‌‍‌‍‌ ‌‌‌ ‌​‌ ‌‌‌ ​‍‌‍‌‌​‍ ‌‌ ​​‌ ​‍‌‍ ‌‍ ‌‍‌‍‌‍‍‌‌‍ ‍‌‍‌ ​‍ ‌‌ ‌​‌‍‍​‌‍‌‌​‍ ‌‌‍‌‍‌‍ ‌‍ ‌‍‌​‌‍​ ‌‍‍​‌‍​‌‌‍‍‌‌‍ ‍​‍ ‌‌‍​‍‌‍ ‌‍ ‍‌ ‌​‌‍‌‌‌ ​‍‌‍​‌​‍ ‌‌ ‌​‌‍ ‌​‍ ‌‌‍ ​‌‍‌‌‌‍​‌‌‍‌​‌ ​ ​‍ ‌‌ ‌​‌‍‍​‌‍‌‌​‍ ‌‌‍​ ‌‍‍​‌‍​‌‌ ​‍‌‍‌ ‌‍‌‌​‍‌‍‌ ‌​‌ ‍‌‌ ​​‌‍‌‌​ ‌‌ ​​‌‍ ‌ ​ ‌ ‌​​‍‌‍‌ ​​‌‍​‌‌ ‌​‌‍‍​​ ‌‌‍​‍‌‍ ‌‍‌​‌ ‍‌​‍‌‌​ ‌‌‌​​‍‌‌ ‌‍‍ ‌‍‌‌‌ ‍‌​‍‌‌​ ​ ‌​‌​​‍‌‌​ ​ ‌​‌​​‍‌‌​ ​‍​ ​‍​ ‌ ​ ​ ‌‍​ ​ ​‌​ ‍​​ ‍‌​ ​‌​ ​‍​ ‌‌​ ​‍​ ​‍‌‍​‌​‍‌‌​ ​‍​ ​‍​‍‌‌​ ‌‌‌​‌​​‍ ‍‌‍​ ‌‍‍​‌‍‍‌‌‍ ​‌‍‌​‌ ​‍‌‍‌‌‌‍ ‍​‍‌‌​ ‌‌‌​​‍‌‌ ‌‍‍ ‌‍‌‌‌ ‍‌​‍‌‌​ ​ ‌​‌​​‍‌‌​ ​ ‌​‌​​‍‌‌​ ​‍​ ​‍‌‍​ ​ ‍‌‌‍​ ​ ​ ​ ​ ‌‍​ ‌‍‌‌​ ​‍​ ​ ‌‍​‌​ ​ ​ ‌‍​ ​​​‍‌‌​ ​‍​ ​‍​‍‌‌​ ‌‌‌​‌​​‍ ‍‌ ‌​‌‍‌‌‌ ‍​‌ ‌​​‍‌‍‌ ​​‌‍‌‌‌ ​‍‌ ​ ‌ ​​‌‍‌‌‌‍​ ‌ ‌​‌‍‍‌‌ ‌‍‌‍‌‌​ ‌‌ ​​‌ ‌‌‌‍​‍‌‍ ​‌‍‍‌‌ ​ ‌‍‍​‌‍‌‌‌‍‌​​‍​‍‌ ‌
Eliminating Harmful Chemicals​​​​‌ ‍ ​‍​‍‌‍ ‌ ​‍‌‍‍‌‌‍‌ ‌‍‍‌‌‍ ‍​‍​‍​ ‍‍​‍​‍‌ ​ ‌‍​‌‌‍ ‍‌‍‍‌‌ ‌​‌ ‍‌​‍ ‍‌‍‍‌‌‍ ​‍​‍​‍ ​​‍​‍‌‍‍​‌ ​‍‌‍‌‌‌‍‌‍​‍​‍​ ‍‍​‍​‍​‍ ‌ ​ ‌ ‌​‌ ‌‌‌‍‌​‌‍‍‌‌‍ ​‍ ‌‍‍‌‌‍ ‍‌ ‌​‌‍‌‌‌‍ ‍‌ ‌​​‍ ‌‍‌‌‌‍‌​‌‍‍‌‌ ‌​​‍ ‌‍ ‌‌‍ ‌‍‌​‌‍‌‌​ ‌‌ ​​‌ ​‍‌‍‌‌‌ ​ ‌‍‌‌‌‍ ‍‌ ‌​‌‍​‌‌ ‌​‌‍‍‌‌‍ ‌‍ ‍​ ‍ ‌‍‍‌‌‍‌​​ ‌‌ ​​‌‍ ‌ ​ ‌ ‌​​‍ ‍‌ ​ ‌‍​‌​‍ ‍‌‍‌‍‌ ‌‌‌ ‌​‌ ‌‌‌ ​‍‌‍‌‌​‍ ‌‌ ​​‌ ​‍‌‍ ‌‍ ‌‍‌‍‌‍‍‌‌‍ ‍‌‍‌ ​‍ ‌‌ ‌​‌‍‍​‌‍‌‌​‍ ‌‌‍‌‍‌‍ ‌‍ ‌‍‌​‌‍​ ‌‍‍​‌‍​‌‌‍‍‌‌‍ ‍​‍ ‌‌‍​‍‌‍ ‌‍ ‍‌ ‌​‌‍‌‌‌ ​‍‌‍​‌​‍ ‌‌ ‌​‌‍ ‌​‍ ‌‌‍ ​‌‍‌‌‌‍​‌‌‍‌​‌ ​ ​‍ ‌‌ ‌​‌‍‍​‌‍‌‌​‍ ‌‌‍​ ‌‍‍​‌‍​‌‌ ​‍‌‍‌ ‌‍‌‌​ ‍ ‌ ‌​‌ ‍‌‌ ​​‌‍‌‌​ ‌‌ ​​‌‍ ‌ ​ ‌ ‌​​ ‍ ‌ ​​‌‍​‌‌ ‌​‌‍‍​​ ‌‌‍​‍‌‍ ‌‍‌​‌ ‍‌​‍‌‌​ ‌‌‌​​‍‌‌ ‌‍‍ ‌‍‌‌‌ ‍‌​‍‌‌​ ​ ‌​‌​​‍‌‌​ ​ ‌​‌​​‍‌‌​ ​‍​ ​‍‌‍​ ​ ​‌​ ​ ​ ​​​ ‌ ​ ​ ‌‍​‍​ ‍‌​ ‌‍‌‍​ ‌‍‌‌​ ​​​‍‌‌​ ​‍​ ​‍​‍‌‌​ ‌‌‌​‌​​‍ ‍‌‍​ ‌‍‍​‌‍‍‌‌‍ ​‌‍‌​‌ ​‍‌‍‌‌‌‍ ‍​‍‌‌​ ‌‌‌​​‍‌‌ ‌‍‍ ‌‍‌‌‌ ‍‌​‍‌‌​ ​ ‌​‌​​‍‌‌​ ​ ‌​‌​​‍‌‌​ ​‍​ ​‍​ ‍‌​ ‌‌‌‍‌‌​ ​​‌‍​‌​ ‌‌​ ‌​​ ‌‍​ ​‍‌‍​‌​ ‍​‌‍​ ​ ​​​‍‌‌​ ​‍​ ​‍​‍‌‌​ ‌‌‌​‌​​‍ ‍‌ ‌​‌‍‌‌‌ ‍​‌ ‌​​ ‌‍​‍‌‍​‌‌ ​ ‌‍‌‌‌‌‌‌‌ ​‍‌‍ ​​ ‌​‍‌‌​ ​‍‌​‌‍‌ ​ ‌ ‌​‌ ‌‌‌‍‌​‌‍‍‌‌‍ ​‍‌‍‌‍‍‌‌‍‌​​ ‌‌ ​​‌‍ ‌ ​ ‌ ‌​​‍ ‍‌ ​ ‌‍​‌​‍ ‍‌‍‌‍‌ ‌‌‌ ‌​‌ ‌‌‌ ​‍‌‍‌‌​‍ ‌‌ ​​‌ ​‍‌‍ ‌‍ ‌‍‌‍‌‍‍‌‌‍ ‍‌‍‌ ​‍ ‌‌ ‌​‌‍‍​‌‍‌‌​‍ ‌‌‍‌‍‌‍ ‌‍ ‌‍‌​‌‍​ ‌‍‍​‌‍​‌‌‍‍‌‌‍ ‍​‍ ‌‌‍​‍‌‍ ‌‍ ‍‌ ‌​‌‍‌‌‌ ​‍‌‍​‌​‍ ‌‌ ‌​‌‍ ‌​‍ ‌‌‍ ​‌‍‌‌‌‍​‌‌‍‌​‌ ​ ​‍ ‌‌ ‌​‌‍‍​‌‍‌‌​‍ ‌‌‍​ ‌‍‍​‌‍​‌‌ ​‍‌‍‌ ‌‍‌‌​‍‌‍‌ ‌​‌ ‍‌‌ ​​‌‍‌‌​ ‌‌ ​​‌‍ ‌ ​ ‌ ‌​​‍‌‍‌ ​​‌‍​‌‌ ‌​‌‍‍​​ ‌‌‍​‍‌‍ ‌‍‌​‌ ‍‌​‍‌‌​ ‌‌‌​​‍‌‌ ‌‍‍ ‌‍‌‌‌ ‍‌​‍‌‌​ ​ ‌​‌​​‍‌‌​ ​ ‌​‌​​‍‌‌​ ​‍​ ​‍‌‍​ ​ ​‌​ ​ ​ ​​​ ‌ ​ ​ ‌‍​‍​ ‍‌​ ‌‍‌‍​ ‌‍‌‌​ ​​​‍‌‌​ ​‍​ ​‍​‍‌‌​ ‌‌‌​‌​​‍ ‍‌‍​ ‌‍‍​‌‍‍‌‌‍ ​‌‍‌​‌ ​‍‌‍‌‌‌‍ ‍​‍‌‌​ ‌‌‌​​‍‌‌ ‌‍‍ ‌‍‌‌‌ ‍‌​‍‌‌​ ​ ‌​‌​​‍‌‌​ ​ ‌​‌​​‍‌‌​ ​‍​ ​‍​ ‍‌​ ‌‌‌‍‌‌​ ​​‌‍​‌​ ‌‌​ ‌​​ ‌‍​ ​‍‌‍​‌​ ‍​‌‍​ ​ ​​​‍‌‌​ ​‍​ ​‍​‍‌‌​ ‌‌‌​‌​​‍ ‍‌ ‌​‌‍‌‌‌ ‍​‌ ‌​​‍‌‍‌ ​​‌‍‌‌‌ ​‍‌ ​ ‌ ​​‌‍‌‌‌‍​ ‌ ‌​‌‍‍‌‌ ‌‍‌‍‌‌​ ‌‌ ​​‌ ‌‌‌‍​‍‌‍ ​‌‍‍‌‌ ​ ‌‍‍​‌‍‌‌‌‍‌​​‍​‍‌ ‌
Bontera™ are committed to eliminating the need for harmful synthetic chemicals in agriculture. By harnessing the power of natural
processes, they offer unique, natural products that enhance crop yield and quality without compromising the environment.​​​​‌ ‍ ​‍​‍‌‍ ‌ ​‍‌‍‍‌‌‍‌ ‌‍‍‌‌‍ ‍​‍​‍​ ‍‍​‍​‍‌ ​ ‌‍​‌‌‍ ‍‌‍‍‌‌ ‌​‌ ‍‌​‍ ‍‌‍‍‌‌‍ ​‍​‍​‍ ​​‍​‍‌‍‍​‌ ​‍‌‍‌‌‌‍‌‍​‍​‍​ ‍‍​‍​‍​‍ ‌ ​ ‌ ‌​‌ ‌‌‌‍‌​‌‍‍‌‌‍ ​‍ ‌‍‍‌‌‍ ‍‌ ‌​‌‍‌‌‌‍ ‍‌ ‌​​‍ ‌‍‌‌‌‍‌​‌‍‍‌‌ ‌​​‍ ‌‍ ‌‌‍ ‌‍‌​‌‍‌‌​ ‌‌ ​​‌ ​‍‌‍‌‌‌ ​ ‌‍‌‌‌‍ ‍‌ ‌​‌‍​‌‌ ‌​‌‍‍‌‌‍ ‌‍ ‍​ ‍ ‌‍‍‌‌‍‌​​ ‌‌ ​​‌‍ ‌ ​ ‌ ‌​​‍ ‍‌ ​ ‌‍​‌​‍ ‍‌‍‌‍‌ ‌‌‌ ‌​‌ ‌‌‌ ​‍‌‍‌‌​‍ ‌‌ ​​‌ ​‍‌‍ ‌‍ ‌‍‌‍‌‍‍‌‌‍ ‍‌‍‌ ​‍ ‌‌ ‌​‌‍‍​‌‍‌‌​‍ ‌‌‍‌‍‌‍ ‌‍ ‌‍‌​‌‍​ ‌‍‍​‌‍​‌‌‍‍‌‌‍ ‍​‍ ‌‌‍​‍‌‍ ‌‍ ‍‌ ‌​‌‍‌‌‌ ​‍‌‍​‌​‍ ‌‌ ‌​‌‍ ‌​‍ ‌‌‍ ​‌‍‌‌‌‍​‌‌‍‌​‌ ​ ​‍ ‌‌ ‌​‌‍‍​‌‍‌‌​‍ ‌‌‍​ ‌‍‍​‌‍​‌‌ ​‍‌‍‌ ‌‍‌‌​ ‍ ‌ ‌​‌ ‍‌‌ ​​‌‍‌‌​ ‌‌ ​​‌‍ ‌ ​ ‌ ‌​​ ‍ ‌ ​​‌‍​‌‌ ‌​‌‍‍​​ ‌‌‍​‍‌‍ ‌‍‌​‌ ‍‌​‍‌‌​ ‌‌‌​​‍‌‌ ‌‍‍ ‌‍‌‌‌ ‍‌​‍‌‌​ ​ ‌​‌​​‍‌‌​ ​ ‌​‌​​‍‌‌​ ​‍​ ​‍​ ​​‌‍‌‍​ ‍‌​ ‌ ​ ​​‌‍​‌​ ‌​‌‍‌‌​ ​‌​ ‌‌‌‍‌​​ ‍​​‍‌‌​ ​‍​ ​‍​‍‌‌​ ‌‌‌​‌​​‍ ‍‌‍​ ‌‍‍​‌‍‍‌‌‍ ​‌‍‌​‌ ​‍‌‍‌‌‌‍ ‍​‍‌‌​ ‌‌‌​​‍‌‌ ‌‍‍ ‌‍‌‌‌ ‍‌​‍‌‌​ ​ ‌​‌​​‍‌‌​ ​ ‌​‌​​‍‌‌​ ​‍​ ​‍​ ‍‌​ ​ ​ ​ ‌‍​‍​ ​‍​ ‌​‌‍​‌​ ​‌​ ​ ​ ‌​​ ‌‍​ ‌ ​ ​​​‍‌‌​ ​‍​ ​‍​‍‌‌​ ‌‌‌​‌​​‍ ‍‌ ‌​‌‍‌‌‌ ‍​‌ ‌​​ ‌‍​‍‌‍​‌‌ ​ ‌‍‌‌‌‌‌‌‌ ​‍‌‍ ​​ ‌​‍‌‌​ ​‍‌​‌‍‌ ​ ‌ ‌​‌ ‌‌‌‍‌​‌‍‍‌‌‍ ​‍‌‍‌‍‍‌‌‍‌​​ ‌‌ ​​‌‍ ‌ ​ ‌ ‌​​‍ ‍‌ ​ ‌‍​‌​‍ ‍‌‍‌‍‌ ‌‌‌ ‌​‌ ‌‌‌ ​‍‌‍‌‌​‍ ‌‌ ​​‌ ​‍‌‍ ‌‍ ‌‍‌‍‌‍‍‌‌‍ ‍‌‍‌ ​‍ ‌‌ ‌​‌‍‍​‌‍‌‌​‍ ‌‌‍‌‍‌‍ ‌‍ ‌‍‌​‌‍​ ‌‍‍​‌‍​‌‌‍‍‌‌‍ ‍​‍ ‌‌‍​‍‌‍ ‌‍ ‍‌ ‌​‌‍‌‌‌ ​‍‌‍​‌​‍ ‌‌ ‌​‌‍ ‌​‍ ‌‌‍ ​‌‍‌‌‌‍​‌‌‍‌​‌ ​ ​‍ ‌‌ ‌​‌‍‍​‌‍‌‌​‍ ‌‌‍​ ‌‍‍​‌‍​‌‌ ​‍‌‍‌ ‌‍‌‌​‍‌‍‌ ‌​‌ ‍‌‌ ​​‌‍‌‌​ ‌‌ ​​‌‍ ‌ ​ ‌ ‌​​‍‌‍‌ ​​‌‍​‌‌ ‌​‌‍‍​​ ‌‌‍​‍‌‍ ‌‍‌​‌ ‍‌​‍‌‌​ ‌‌‌​​‍‌‌ ‌‍‍ ‌‍‌‌‌ ‍‌​‍‌‌​ ​ ‌​‌​​‍‌‌​ ​ ‌​‌​​‍‌‌​ ​‍​ ​‍​ ​​‌‍‌‍​ ‍‌​ ‌ ​ ​​‌‍​‌​ ‌​‌‍‌‌​ ​‌​ ‌‌‌‍‌​​ ‍​​‍‌‌​ ​‍​ ​‍​‍‌‌​ ‌‌‌​‌​​‍ ‍‌‍​ ‌‍‍​‌‍‍‌‌‍ ​‌‍‌​‌ ​‍‌‍‌‌‌‍ ‍​‍‌‌​ ‌‌‌​​‍‌‌ ‌‍‍ ‌‍‌‌‌ ‍‌​‍‌‌​ ​ ‌​‌​​‍‌‌​ ​ ‌​‌​​‍‌‌​ ​‍​ ​‍​ ‍‌​ ​ ​ ​ ‌‍​‍​ ​‍​ ‌​‌‍​‌​ ​‌​ ​ ​ ‌​​ ‌‍​ ‌ ​ ​​​‍‌‌​ ​‍​ ​‍​‍‌‌​ ‌‌‌​‌​​‍ ‍‌ ‌​‌‍‌‌‌ ‍​‌ ‌​​‍‌‍‌ ​​‌‍‌‌‌ ​‍‌ ​ ‌ ​​‌‍‌‌‌‍​ ‌ ‌​‌‍‍‌‌ ‌‍‌‍‌‌​ ‌‌ ​​‌ ‌‌‌‍​‍‌‍ ​‌‍‍‌‌ ​ ‌‍‍​‌‍‌‌‌‍‌​​‍​‍‌ ‌
Reducing Water Consumption​​​​‌ ‍ ​‍​‍‌‍ ‌ ​‍‌‍‍‌‌‍‌ ‌‍‍‌‌‍ ‍​‍​‍​ ‍‍​‍​‍‌ ​ ‌‍​‌‌‍ ‍‌‍‍‌‌ ‌​‌ ‍‌​‍ ‍‌‍‍‌‌‍ ​‍​‍​‍ ​​‍​‍‌‍‍​‌ ​‍‌‍‌‌‌‍‌‍​‍​‍​ ‍‍​‍​‍​‍ ‌ ​ ‌ ‌​‌ ‌‌‌‍‌​‌‍‍‌‌‍ ​‍ ‌‍‍‌‌‍ ‍‌ ‌​‌‍‌‌‌‍ ‍‌ ‌​​‍ ‌‍‌‌‌‍‌​‌‍‍‌‌ ‌​​‍ ‌‍ ‌‌‍ ‌‍‌​‌‍‌‌​ ‌‌ ​​‌ ​‍‌‍‌‌‌ ​ ‌‍‌‌‌‍ ‍‌ ‌​‌‍​‌‌ ‌​‌‍‍‌‌‍ ‌‍ ‍​ ‍ ‌‍‍‌‌‍‌​​ ‌‌ ​​‌‍ ‌ ​ ‌ ‌​​‍ ‍‌ ​ ‌‍​‌​‍ ‍‌‍‌‍‌ ‌‌‌ ‌​‌ ‌‌‌ ​‍‌‍‌‌​‍ ‌‌ ​​‌ ​‍‌‍ ‌‍ ‌‍‌‍‌‍‍‌‌‍ ‍‌‍‌ ​‍ ‌‌ ‌​‌‍‍​‌‍‌‌​‍ ‌‌‍‌‍‌‍ ‌‍ ‌‍‌​‌‍​ ‌‍‍​‌‍​‌‌‍‍‌‌‍ ‍​‍ ‌‌‍​‍‌‍ ‌‍ ‍‌ ‌​‌‍‌‌‌ ​‍‌‍​‌​‍ ‌‌ ‌​‌‍ ‌​‍ ‌‌‍ ​‌‍‌‌‌‍​‌‌‍‌​‌ ​ ​‍ ‌‌ ‌​‌‍‍​‌‍‌‌​‍ ‌‌‍​ ‌‍‍​‌‍​‌‌ ​‍‌‍‌ ‌‍‌‌​ ‍ ‌ ‌​‌ ‍‌‌ ​​‌‍‌‌​ ‌‌ ​​‌‍ ‌ ​ ‌ ‌​​ ‍ ‌ ​​‌‍​‌‌ ‌​‌‍‍​​ ‌‌‍​‍‌‍ ‌‍‌​‌ ‍‌​‍‌‌​ ‌‌‌​​‍‌‌ ‌‍‍ ‌‍‌‌‌ ‍‌​‍‌‌​ ​ ‌​‌​​‍‌‌​ ​ ‌​‌​​‍‌‌​ ​‍​ ​‍​ ‌ ​ ​​‌‍‌​​ ‍​​ ‌‌​ ​‌‌‍​‍​ ​​​ ‌‌‌‍‌‍​ ‌​​ ‍‌​‍‌‌​ ​‍​ ​‍​‍‌‌​ ‌‌‌​‌​​‍ ‍‌‍​ ‌‍‍​‌‍‍‌‌‍ ​‌‍‌​‌ ​‍‌‍‌‌‌‍ ‍​‍‌‌​ ‌‌‌​​‍‌‌ ‌‍‍ ‌‍‌‌‌ ‍‌​‍‌‌​ ​ ‌​‌​​‍‌‌​ ​ ‌​‌​​‍‌‌​ ​‍​ ​‍‌‍​‍​ ‌‍​ ​‍‌‍‌‌​ ‌‍​ ‌​​ ‍​‌‍‌​​ ​​‌‍​ ​ ​ ​ ‍​​ ​​​‍‌‌​ ​‍​ ​‍​‍‌‌​ ‌‌‌​‌​​‍ ‍‌ ‌​‌‍‌‌‌ ‍​‌ ‌​​ ‌‍​‍‌‍​‌‌ ​ ‌‍‌‌‌‌‌‌‌ ​‍‌‍ ​​ ‌​‍‌‌​ ​‍‌​‌‍‌ ​ ‌ ‌​‌ ‌‌‌‍‌​‌‍‍‌‌‍ ​‍‌‍‌‍‍‌‌‍‌​​ ‌‌ ​​‌‍ ‌ ​ ‌ ‌​​‍ ‍‌ ​ ‌‍​‌​‍ ‍‌‍‌‍‌ ‌‌‌ ‌​‌ ‌‌‌ ​‍‌‍‌‌​‍ ‌‌ ​​‌ ​‍‌‍ ‌‍ ‌‍‌‍‌‍‍‌‌‍ ‍‌‍‌ ​‍ ‌‌ ‌​‌‍‍​‌‍‌‌​‍ ‌‌‍‌‍‌‍ ‌‍ ‌‍‌​‌‍​ ‌‍‍​‌‍​‌‌‍‍‌‌‍ ‍​‍ ‌‌‍​‍‌‍ ‌‍ ‍‌ ‌​‌‍‌‌‌ ​‍‌‍​‌​‍ ‌‌ ‌​‌‍ ‌​‍ ‌‌‍ ​‌‍‌‌‌‍​‌‌‍‌​‌ ​ ​‍ ‌‌ ‌​‌‍‍​‌‍‌‌​‍ ‌‌‍​ ‌‍‍​‌‍​‌‌ ​‍‌‍‌ ‌‍‌‌​‍‌‍‌ ‌​‌ ‍‌‌ ​​‌‍‌‌​ ‌‌ ​​‌‍ ‌ ​ ‌ ‌​​‍‌‍‌ ​​‌‍​‌‌ ‌​‌‍‍​​ ‌‌‍​‍‌‍ ‌‍‌​‌ ‍‌​‍‌‌​ ‌‌‌​​‍‌‌ ‌‍‍ ‌‍‌‌‌ ‍‌​‍‌‌​ ​ ‌​‌​​‍‌‌​ ​ ‌​‌​​‍‌‌​ ​‍​ ​‍​ ‌ ​ ​​‌‍‌​​ ‍​​ ‌‌​ ​‌‌‍​‍​ ​​​ ‌‌‌‍‌‍​ ‌​​ ‍‌​‍‌‌​ ​‍​ ​‍​‍‌‌​ ‌‌‌​‌​​‍ ‍‌‍​ ‌‍‍​‌‍‍‌‌‍ ​‌‍‌​‌ ​‍‌‍‌‌‌‍ ‍​‍‌‌​ ‌‌‌​​‍‌‌ ‌‍‍ ‌‍‌‌‌ ‍‌​‍‌‌​ ​ ‌​‌​​‍‌‌​ ​ ‌​‌​​‍‌‌​ ​‍​ ​‍‌‍​‍​ ‌‍​ ​‍‌‍‌‌​ ‌‍​ ‌​​ ‍​‌‍‌​​ ​​‌‍​ ​ ​ ​ ‍​​ ​​​‍‌‌​ ​‍​ ​‍​‍‌‌​ ‌‌‌​‌​​‍ ‍‌ ‌​‌‍‌‌‌ ‍​‌ ‌​​‍‌‍‌ ​​‌‍‌‌‌ ​‍‌ ​ ‌ ​​‌‍‌‌‌‍​ ‌ ‌​‌‍‍‌‌ ‌‍‌‍‌‌​ ‌‌ ​​‌ ‌‌‌‍​‍‌‍ ​‌‍‍‌‌ ​ ‌‍‍​‌‍‌‌‌‍‌​​‍​‍‌ ‌
Water is a finite and invaluable resource. Bontera promotes sustainable farming practices which aim to reduce water consumption, ensuring
this precious resource is used efficiently while simultaneously achieving robust crop growth.​​​​‌ ‍ ​‍​‍‌‍ ‌ ​‍‌‍‍‌‌‍‌ ‌‍‍‌‌‍ ‍​‍​‍​ ‍‍​‍​‍‌ ​ ‌‍​‌‌‍ ‍‌‍‍‌‌ ‌​‌ ‍‌​‍ ‍‌‍‍‌‌‍ ​‍​‍​‍ ​​‍​‍‌‍‍​‌ ​‍‌‍‌‌‌‍‌‍​‍​‍​ ‍‍​‍​‍​‍ ‌ ​ ‌ ‌​‌ ‌‌‌‍‌​‌‍‍‌‌‍ ​‍ ‌‍‍‌‌‍ ‍‌ ‌​‌‍‌‌‌‍ ‍‌ ‌​​‍ ‌‍‌‌‌‍‌​‌‍‍‌‌ ‌​​‍ ‌‍ ‌‌‍ ‌‍‌​‌‍‌‌​ ‌‌ ​​‌ ​‍‌‍‌‌‌ ​ ‌‍‌‌‌‍ ‍‌ ‌​‌‍​‌‌ ‌​‌‍‍‌‌‍ ‌‍ ‍​ ‍ ‌‍‍‌‌‍‌​​ ‌‌ ​​‌‍ ‌ ​ ‌ ‌​​‍ ‍‌ ​ ‌‍​‌​‍ ‍‌‍‌‍‌ ‌‌‌ ‌​‌ ‌‌‌ ​‍‌‍‌‌​‍ ‌‌ ​​‌ ​‍‌‍ ‌‍ ‌‍‌‍‌‍‍‌‌‍ ‍‌‍‌ ​‍ ‌‌ ‌​‌‍‍​‌‍‌‌​‍ ‌‌‍‌‍‌‍ ‌‍ ‌‍‌​‌‍​ ‌‍‍​‌‍​‌‌‍‍‌‌‍ ‍​‍ ‌‌‍​‍‌‍ ‌‍ ‍‌ ‌​‌‍‌‌‌ ​‍‌‍​‌​‍ ‌‌ ‌​‌‍ ‌​‍ ‌‌‍ ​‌‍‌‌‌‍​‌‌‍‌​‌ ​ ​‍ ‌‌ ‌​‌‍‍​‌‍‌‌​‍ ‌‌‍​ ‌‍‍​‌‍​‌‌ ​‍‌‍‌ ‌‍‌‌​ ‍ ‌ ‌​‌ ‍‌‌ ​​‌‍‌‌​ ‌‌ ​​‌‍ ‌ ​ ‌ ‌​​ ‍ ‌ ​​‌‍​‌‌ ‌​‌‍‍​​ ‌‌‍​‍‌‍ ‌‍‌​‌ ‍‌​‍‌‌​ ‌‌‌​​‍‌‌ ‌‍‍ ‌‍‌‌‌ ‍‌​‍‌‌​ ​ ‌​‌​​‍‌‌​ ​ ‌​‌​​‍‌‌​ ​‍​ ​‍‌‍​‌‌‍‌‌​ ‌‍​ ​ ‌‍​‍​ ‌‍​ ‍‌‌‍‌‌​ ​‍​ ‌‌‌‍‌​​ ‍‌​‍‌‌​ ​‍​ ​‍​‍‌‌​ ‌‌‌​‌​​‍ ‍‌‍​ ‌‍‍​‌‍‍‌‌‍ ​‌‍‌​‌ ​‍‌‍‌‌‌‍ ‍​‍‌‌​ ‌‌‌​​‍‌‌ ‌‍‍ ‌‍‌‌‌ ‍‌​‍‌‌​ ​ ‌​‌​​‍‌‌​ ​ ‌​‌​​‍‌‌​ ​‍​ ​‍​ ‌ ​ ‌‍​ ​‍​ ​ ‌‍‌‌‌‍‌​‌‍‌‌‌‍‌‌‌‍‌‍‌‍​‌‌‍‌‍​ ‌​​ ​​​‍‌‌​ ​‍​ ​‍​‍‌‌​ ‌‌‌​‌​​‍ ‍‌ ‌​‌‍‌‌‌ ‍​‌ ‌​​ ‌‍​‍‌‍​‌‌ ​ ‌‍‌‌‌‌‌‌‌ ​‍‌‍ ​​ ‌​‍‌‌​ ​‍‌​‌‍‌ ​ ‌ ‌​‌ ‌‌‌‍‌​‌‍‍‌‌‍ ​‍‌‍‌‍‍‌‌‍‌​​ ‌‌ ​​‌‍ ‌ ​ ‌ ‌​​‍ ‍‌ ​ ‌‍​‌​‍ ‍‌‍‌‍‌ ‌‌‌ ‌​‌ ‌‌‌ ​‍‌‍‌‌​‍ ‌‌ ​​‌ ​‍‌‍ ‌‍ ‌‍‌‍‌‍‍‌‌‍ ‍‌‍‌ ​‍ ‌‌ ‌​‌‍‍​‌‍‌‌​‍ ‌‌‍‌‍‌‍ ‌‍ ‌‍‌​‌‍​ ‌‍‍​‌‍​‌‌‍‍‌‌‍ ‍​‍ ‌‌‍​‍‌‍ ‌‍ ‍‌ ‌​‌‍‌‌‌ ​‍‌‍​‌​‍ ‌‌ ‌​‌‍ ‌​‍ ‌‌‍ ​‌‍‌‌‌‍​‌‌‍‌​‌ ​ ​‍ ‌‌ ‌​‌‍‍​‌‍‌‌​‍ ‌‌‍​ ‌‍‍​‌‍​‌‌ ​‍‌‍‌ ‌‍‌‌​‍‌‍‌ ‌​‌ ‍‌‌ ​​‌‍‌‌​ ‌‌ ​​‌‍ ‌ ​ ‌ ‌​​‍‌‍‌ ​​‌‍​‌‌ ‌​‌‍‍​​ ‌‌‍​‍‌‍ ‌‍‌​‌ ‍‌​‍‌‌​ ‌‌‌​​‍‌‌ ‌‍‍ ‌‍‌‌‌ ‍‌​‍‌‌​ ​ ‌​‌​​‍‌‌​ ​ ‌​‌​​‍‌‌​ ​‍​ ​‍‌‍​‌‌‍‌‌​ ‌‍​ ​ ‌‍​‍​ ‌‍​ ‍‌‌‍‌‌​ ​‍​ ‌‌‌‍‌​​ ‍‌​‍‌‌​ ​‍​ ​‍​‍‌‌​ ‌‌‌​‌​​‍ ‍‌‍​ ‌‍‍​‌‍‍‌‌‍ ​‌‍‌​‌ ​‍‌‍‌‌‌‍ ‍​‍‌‌​ ‌‌‌​​‍‌‌ ‌‍‍ ‌‍‌‌‌ ‍‌​‍‌‌​ ​ ‌​‌​​‍‌‌​ ​ ‌​‌​​‍‌‌​ ​‍​ ​‍​ ‌ ​ ‌‍​ ​‍​ ​ ‌‍‌‌‌‍‌​‌‍‌‌‌‍‌‌‌‍‌‍‌‍​‌‌‍‌‍​ ‌​​ ​​​‍‌‌​ ​‍​ ​‍​‍‌‌​ ‌‌‌​‌​​‍ ‍‌ ‌​‌‍‌‌‌ ‍​‌ ‌​​‍‌‍‌ ​​‌‍‌‌‌ ​‍‌ ​ ‌ ​​‌‍‌‌‌‍​ ‌ ‌​‌‍‍‌‌ ‌‍‌‍‌‌​ ‌‌ ​​‌ ‌‌‌‍​‍‌‍ ​‌‍‍‌‌ ​ ‌‍‍​‌‍‌‌‌‍‌​​‍​‍‌ ‌
Improving Soil Fertility​​​​‌ ‍ ​‍​‍‌‍ ‌ ​‍‌‍‍‌‌‍‌ ‌‍‍‌‌‍ ‍​‍​‍​ ‍‍​‍​‍‌ ​ ‌‍​‌‌‍ ‍‌‍‍‌‌ ‌​‌ ‍‌​‍ ‍‌‍‍‌‌‍ ​‍​‍​‍ ​​‍​‍‌‍‍​‌ ​‍‌‍‌‌‌‍‌‍​‍​‍​ ‍‍​‍​‍​‍ ‌ ​ ‌ ‌​‌ ‌‌‌‍‌​‌‍‍‌‌‍ ​‍ ‌‍‍‌‌‍ ‍‌ ‌​‌‍‌‌‌‍ ‍‌ ‌​​‍ ‌‍‌‌‌‍‌​‌‍‍‌‌ ‌​​‍ ‌‍ ‌‌‍ ‌‍‌​‌‍‌‌​ ‌‌ ​​‌ ​‍‌‍‌‌‌ ​ ‌‍‌‌‌‍ ‍‌ ‌​‌‍​‌‌ ‌​‌‍‍‌‌‍ ‌‍ ‍​ ‍ ‌‍‍‌‌‍‌​​ ‌‌ ​​‌‍ ‌ ​ ‌ ‌​​‍ ‍‌ ​ ‌‍​‌​‍ ‍‌‍‌‍‌ ‌‌‌ ‌​‌ ‌‌‌ ​‍‌‍‌‌​‍ ‌‌ ​​‌ ​‍‌‍ ‌‍ ‌‍‌‍‌‍‍‌‌‍ ‍‌‍‌ ​‍ ‌‌ ‌​‌‍‍​‌‍‌‌​‍ ‌‌‍‌‍‌‍ ‌‍ ‌‍‌​‌‍​ ‌‍‍​‌‍​‌‌‍‍‌‌‍ ‍​‍ ‌‌‍​‍‌‍ ‌‍ ‍‌ ‌​‌‍‌‌‌ ​‍‌‍​‌​‍ ‌‌ ‌​‌‍ ‌​‍ ‌‌‍ ​‌‍‌‌‌‍​‌‌‍‌​‌ ​ ​‍ ‌‌ ‌​‌‍‍​‌‍‌‌​‍ ‌‌‍​ ‌‍‍​‌‍​‌‌ ​‍‌‍‌ ‌‍‌‌​ ‍ ‌ ‌​‌ ‍‌‌ ​​‌‍‌‌​ ‌‌ ​​‌‍ ‌ ​ ‌ ‌​​ ‍ ‌ ​​‌‍​‌‌ ‌​‌‍‍​​ ‌‌‍​‍‌‍ ‌‍‌​‌ ‍‌​‍‌‌​ ‌‌‌​​‍‌‌ ‌‍‍ ‌‍‌‌‌ ‍‌​‍‌‌​ ​ ‌​‌​​‍‌‌​ ​ ‌​‌​​‍‌‌​ ​‍​ ​‍​ ​‌‌‍‌‍​ ‌‍‌‍‌​​ ‌​​ ‌‌​ ​​‌‍‌‌​ ​​‌‍​‌​ ‌​​ ​‍​‍‌‌​ ​‍​ ​‍​‍‌‌​ ‌‌‌​‌​​‍ ‍‌‍​ ‌‍‍​‌‍‍‌‌‍ ​‌‍‌​‌ ​‍‌‍‌‌‌‍ ‍​‍‌‌​ ‌‌‌​​‍‌‌ ‌‍‍ ‌‍‌‌‌ ‍‌​‍‌‌​ ​ ‌​‌​​‍‌‌​ ​ ‌​‌​​‍‌‌​ ​‍​ ​‍​ ‌‍​ ​ ​ ​‍​ ​‌‌‍​‍​ ‍‌​ ​‍​ ‍​​ ​‌‌‍​‍​ ​ ​ ‌‌​ ​​​‍‌‌​ ​‍​ ​‍​‍‌‌​ ‌‌‌​‌​​‍ ‍‌ ‌​‌‍‌‌‌ ‍​‌ ‌​​ ‌‍​‍‌‍​‌‌ ​ ‌‍‌‌‌‌‌‌‌ ​‍‌‍ ​​ ‌​‍‌‌​ ​‍‌​‌‍‌ ​ ‌ ‌​‌ ‌‌‌‍‌​‌‍‍‌‌‍ ​‍‌‍‌‍‍‌‌‍‌​​ ‌‌ ​​‌‍ ‌ ​ ‌ ‌​​‍ ‍‌ ​ ‌‍​‌​‍ ‍‌‍‌‍‌ ‌‌‌ ‌​‌ ‌‌‌ ​‍‌‍‌‌​‍ ‌‌ ​​‌ ​‍‌‍ ‌‍ ‌‍‌‍‌‍‍‌‌‍ ‍‌‍‌ ​‍ ‌‌ ‌​‌‍‍​‌‍‌‌​‍ ‌‌‍‌‍‌‍ ‌‍ ‌‍‌​‌‍​ ‌‍‍​‌‍​‌‌‍‍‌‌‍ ‍​‍ ‌‌‍​‍‌‍ ‌‍ ‍‌ ‌​‌‍‌‌‌ ​‍‌‍​‌​‍ ‌‌ ‌​‌‍ ‌​‍ ‌‌‍ ​‌‍‌‌‌‍​‌‌‍‌​‌ ​ ​‍ ‌‌ ‌​‌‍‍​‌‍‌‌​‍ ‌‌‍​ ‌‍‍​‌‍​‌‌ ​‍‌‍‌ ‌‍‌‌​‍‌‍‌ ‌​‌ ‍‌‌ ​​‌‍‌‌​ ‌‌ ​​‌‍ ‌ ​ ‌ ‌​​‍‌‍‌ ​​‌‍​‌‌ ‌​‌‍‍​​ ‌‌‍​‍‌‍ ‌‍‌​‌ ‍‌​‍‌‌​ ‌‌‌​​‍‌‌ ‌‍‍ ‌‍‌‌‌ ‍‌​‍‌‌​ ​ ‌​‌​​‍‌‌​ ​ ‌​‌​​‍‌‌​ ​‍​ ​‍​ ​‌‌‍‌‍​ ‌‍‌‍‌​​ ‌​​ ‌‌​ ​​‌‍‌‌​ ​​‌‍​‌​ ‌​​ ​‍​‍‌‌​ ​‍​ ​‍​‍‌‌​ ‌‌‌​‌​​‍ ‍‌‍​ ‌‍‍​‌‍‍‌‌‍ ​‌‍‌​‌ ​‍‌‍‌‌‌‍ ‍​‍‌‌​ ‌‌‌​​‍‌‌ ‌‍‍ ‌‍‌‌‌ ‍‌​‍‌‌​ ​ ‌​‌​​‍‌‌​ ​ ‌​‌​​‍‌‌​ ​‍​ ​‍​ ‌‍​ ​ ​ ​‍​ ​‌‌‍​‍​ ‍‌​ ​‍​ ‍​​ ​‌‌‍​‍​ ​ ​ ‌‌​ ​​​‍‌‌​ ​‍​ ​‍​‍‌‌​ ‌‌‌​‌​​‍ ‍‌ ‌​‌‍‌‌‌ ‍​‌ ‌​​‍‌‍‌ ​​‌‍‌‌‌ ​‍‌ ​ ‌ ​​‌‍‌‌‌‍​ ‌ ‌​‌‍‍‌‌ ‌‍‌‍‌‌​ ‌‌ ​​‌ ‌‌‌‍​‍‌‍ ​‌‍‍‌‌ ​ ‌‍‍​‌‍‌‌‌‍‌​​‍​‍‌ ‌
Healthy soils are the foundation of sustainable agriculture. Bontera solutions focus on enhancing soil fertility and building soil organic
matter, providing a fertile ground for future generations of farmers.​​​​‌ ‍ ​‍​‍‌‍ ‌ ​‍‌‍‍‌‌‍‌ ‌‍‍‌‌‍ ‍​‍​‍​ ‍‍​‍​‍‌ ​ ‌‍​‌‌‍ ‍‌‍‍‌‌ ‌​‌ ‍‌​‍ ‍‌‍‍‌‌‍ ​‍​‍​‍ ​​‍​‍‌‍‍​‌ ​‍‌‍‌‌‌‍‌‍​‍​‍​ ‍‍​‍​‍​‍ ‌ ​ ‌ ‌​‌ ‌‌‌‍‌​‌‍‍‌‌‍ ​‍ ‌‍‍‌‌‍ ‍‌ ‌​‌‍‌‌‌‍ ‍‌ ‌​​‍ ‌‍‌‌‌‍‌​‌‍‍‌‌ ‌​​‍ ‌‍ ‌‌‍ ‌‍‌​‌‍‌‌​ ‌‌ ​​‌ ​‍‌‍‌‌‌ ​ ‌‍‌‌‌‍ ‍‌ ‌​‌‍​‌‌ ‌​‌‍‍‌‌‍ ‌‍ ‍​ ‍ ‌‍‍‌‌‍‌​​ ‌‌ ​​‌‍ ‌ ​ ‌ ‌​​‍ ‍‌ ​ ‌‍​‌​‍ ‍‌‍‌‍‌ ‌‌‌ ‌​‌ ‌‌‌ ​‍‌‍‌‌​‍ ‌‌ ​​‌ ​‍‌‍ ‌‍ ‌‍‌‍‌‍‍‌‌‍ ‍‌‍‌ ​‍ ‌‌ ‌​‌‍‍​‌‍‌‌​‍ ‌‌‍‌‍‌‍ ‌‍ ‌‍‌​‌‍​ ‌‍‍​‌‍​‌‌‍‍‌‌‍ ‍​‍ ‌‌‍​‍‌‍ ‌‍ ‍‌ ‌​‌‍‌‌‌ ​‍‌‍​‌​‍ ‌‌ ‌​‌‍ ‌​‍ ‌‌‍ ​‌‍‌‌‌‍​‌‌‍‌​‌ ​ ​‍ ‌‌ ‌​‌‍‍​‌‍‌‌​‍ ‌‌‍​ ‌‍‍​‌‍​‌‌ ​‍‌‍‌ ‌‍‌‌​ ‍ ‌ ‌​‌ ‍‌‌ ​​‌‍‌‌​ ‌‌ ​​‌‍ ‌ ​ ‌ ‌​​ ‍ ‌ ​​‌‍​‌‌ ‌​‌‍‍​​ ‌‌‍​‍‌‍ ‌‍‌​‌ ‍‌​‍‌‌​ ‌‌‌​​‍‌‌ ‌‍‍ ‌‍‌‌‌ ‍‌​‍‌‌​ ​ ‌​‌​​‍‌‌​ ​ ‌​‌​​‍‌‌​ ​‍​ ​‍‌‍‌​​ ​‍​ ‍‌​ ​​​ ‌ ​ ‌​​ ‍‌‌‍​‌​ ‌‌‌‍​‍‌‍‌‍​ ​ ​‍‌‌​ ​‍​ ​‍​‍‌‌​ ‌‌‌​‌​​‍ ‍‌‍​ ‌‍‍​‌‍‍‌‌‍ ​‌‍‌​‌ ​‍‌‍‌‌‌‍ ‍​‍‌‌​ ‌‌‌​​‍‌‌ ‌‍‍ ‌‍‌‌‌ ‍‌​‍‌‌​ ​ ‌​‌​​‍‌‌​ ​ ‌​‌​​‍‌‌​ ​‍​ ​‍​ ‍​‌‍‌‍‌‍​ ‌‍​‍​ ​‌​ ​ ‌‍‌‍​ ‌ ‌‍​ ​ ‌​​ ‌‌​ ​​​ ​​​‍‌‌​ ​‍​ ​‍​‍‌‌​ ‌‌‌​‌​​‍ ‍‌ ‌​‌‍‌‌‌ ‍​‌ ‌​​ ‌‍​‍‌‍​‌‌ ​ ‌‍‌‌‌‌‌‌‌ ​‍‌‍ ​​ ‌​‍‌‌​ ​‍‌​‌‍‌ ​ ‌ ‌​‌ ‌‌‌‍‌​‌‍‍‌‌‍ ​‍‌‍‌‍‍‌‌‍‌​​ ‌‌ ​​‌‍ ‌ ​ ‌ ‌​​‍ ‍‌ ​ ‌‍​‌​‍ ‍‌‍‌‍‌ ‌‌‌ ‌​‌ ‌‌‌ ​‍‌‍‌‌​‍ ‌‌ ​​‌ ​‍‌‍ ‌‍ ‌‍‌‍‌‍‍‌‌‍ ‍‌‍‌ ​‍ ‌‌ ‌​‌‍‍​‌‍‌‌​‍ ‌‌‍‌‍‌‍ ‌‍ ‌‍‌​‌‍​ ‌‍‍​‌‍​‌‌‍‍‌‌‍ ‍​‍ ‌‌‍​‍‌‍ ‌‍ ‍‌ ‌​‌‍‌‌‌ ​‍‌‍​‌​‍ ‌‌ ‌​‌‍ ‌​‍ ‌‌‍ ​‌‍‌‌‌‍​‌‌‍‌​‌ ​ ​‍ ‌‌ ‌​‌‍‍​‌‍‌‌​‍ ‌‌‍​ ‌‍‍​‌‍​‌‌ ​‍‌‍‌ ‌‍‌‌​‍‌‍‌ ‌​‌ ‍‌‌ ​​‌‍‌‌​ ‌‌ ​​‌‍ ‌ ​ ‌ ‌​​‍‌‍‌ ​​‌‍​‌‌ ‌​‌‍‍​​ ‌‌‍​‍‌‍ ‌‍‌​‌ ‍‌​‍‌‌​ ‌‌‌​​‍‌‌ ‌‍‍ ‌‍‌‌‌ ‍‌​‍‌‌​ ​ ‌​‌​​‍‌‌​ ​ ‌​‌​​‍‌‌​ ​‍​ ​‍‌‍‌​​ ​‍​ ‍‌​ ​​​ ‌ ​ ‌​​ ‍‌‌‍​‌​ ‌‌‌‍​‍‌‍‌‍​ ​ ​‍‌‌​ ​‍​ ​‍​‍‌‌​ ‌‌‌​‌​​‍ ‍‌‍​ ‌‍‍​‌‍‍‌‌‍ ​‌‍‌​‌ ​‍‌‍‌‌‌‍ ‍​‍‌‌​ ‌‌‌​​‍‌‌ ‌‍‍ ‌‍‌‌‌ ‍‌​‍‌‌​ ​ ‌​‌​​‍‌‌​ ​ ‌​‌​​‍‌‌​ ​‍​ ​‍​ ‍​‌‍‌‍‌‍​ ‌‍​‍​ ​‌​ ​ ‌‍‌‍​ ‌ ‌‍​ ​ ‌​​ ‌‌​ ​​​ ​​​‍‌‌​ ​‍​ ​‍​‍‌‌​ ‌‌‌​‌​​‍ ‍‌ ‌​‌‍‌‌‌ ‍​‌ ‌​​‍‌‍‌ ​​‌‍‌‌‌ ​‍‌ ​ ‌ ​​‌‍‌‌‌‍​ ‌ ‌​‌‍‍‌‌ ‌‍‌‍‌‌​ ‌‌ ​​‌ ‌‌‌‍​‍‌‍ ​‌‍‍‌‌ ​ ‌‍‍​‌‍‌‌‌‍‌​​‍​‍‌ ‌
Enhancing Food Quality​​​​‌ ‍ ​‍​‍‌‍ ‌ ​‍‌‍‍‌‌‍‌ ‌‍‍‌‌‍ ‍​‍​‍​ ‍‍​‍​‍‌ ​ ‌‍​‌‌‍ ‍‌‍‍‌‌ ‌​‌ ‍‌​‍ ‍‌‍‍‌‌‍ ​‍​‍​‍ ​​‍​‍‌‍‍​‌ ​‍‌‍‌‌‌‍‌‍​‍​‍​ ‍‍​‍​‍​‍ ‌ ​ ‌ ‌​‌ ‌‌‌‍‌​‌‍‍‌‌‍ ​‍ ‌‍‍‌‌‍ ‍‌ ‌​‌‍‌‌‌‍ ‍‌ ‌​​‍ ‌‍‌‌‌‍‌​‌‍‍‌‌ ‌​​‍ ‌‍ ‌‌‍ ‌‍‌​‌‍‌‌​ ‌‌ ​​‌ ​‍‌‍‌‌‌ ​ ‌‍‌‌‌‍ ‍‌ ‌​‌‍​‌‌ ‌​‌‍‍‌‌‍ ‌‍ ‍​ ‍ ‌‍‍‌‌‍‌​​ ‌‌ ​​‌‍ ‌ ​ ‌ ‌​​‍ ‍‌ ​ ‌‍​‌​‍ ‍‌‍‌‍‌ ‌‌‌ ‌​‌ ‌‌‌ ​‍‌‍‌‌​‍ ‌‌ ​​‌ ​‍‌‍ ‌‍ ‌‍‌‍‌‍‍‌‌‍ ‍‌‍‌ ​‍ ‌‌ ‌​‌‍‍​‌‍‌‌​‍ ‌‌‍‌‍‌‍ ‌‍ ‌‍‌​‌‍​ ‌‍‍​‌‍​‌‌‍‍‌‌‍ ‍​‍ ‌‌‍​‍‌‍ ‌‍ ‍‌ ‌​‌‍‌‌‌ ​‍‌‍​‌​‍ ‌‌ ‌​‌‍ ‌​‍ ‌‌‍ ​‌‍‌‌‌‍​‌‌‍‌​‌ ​ ​‍ ‌‌ ‌​‌‍‍​‌‍‌‌​‍ ‌‌‍​ ‌‍‍​‌‍​‌‌ ​‍‌‍‌ ‌‍‌‌​ ‍ ‌ ‌​‌ ‍‌‌ ​​‌‍‌‌​ ‌‌ ​​‌‍ ‌ ​ ‌ ‌​​ ‍ ‌ ​​‌‍​‌‌ ‌​‌‍‍​​ ‌‌‍​‍‌‍ ‌‍‌​‌ ‍‌​‍‌‌​ ‌‌‌​​‍‌‌ ‌‍‍ ‌‍‌‌‌ ‍‌​‍‌‌​ ​ ‌​‌​​‍‌‌​ ​ ‌​‌​​‍‌‌​ ​‍​ ​‍​ ‌ ​ ‌ ‌‍​‍​ ​​​ ​​​ ‌ ​ ‌ ​ ‍‌‌‍​‌‌‍​‍‌‍​ ‌‍​‌​‍‌‌​ ​‍​ ​‍​‍‌‌​ ‌‌‌​‌​​‍ ‍‌‍​ ‌‍‍​‌‍‍‌‌‍ ​‌‍‌​‌ ​‍‌‍‌‌‌‍ ‍​‍‌‌​ ‌‌‌​​‍‌‌ ‌‍‍ ‌‍‌‌‌ ‍‌​‍‌‌​ ​ ‌​‌​​‍‌‌​ ​ ‌​‌​​‍‌‌​ ​‍​ ​‍​ ​‌‌‍‌‍‌‍‌‍​ ‍​‌‍​ ​ ‌​​ ‌​​ ‌‍​ ​ ‌‍‌‍‌‍‌‍​ ‌‌​ ​​​‍‌‌​ ​‍​ ​‍​‍‌‌​ ‌‌‌​‌​​‍ ‍‌ ‌​‌‍‌‌‌ ‍​‌ ‌​​ ‌‍​‍‌‍​‌‌ ​ ‌‍‌‌‌‌‌‌‌ ​‍‌‍ ​​ ‌​‍‌‌​ ​‍‌​‌‍‌ ​ ‌ ‌​‌ ‌‌‌‍‌​‌‍‍‌‌‍ ​‍‌‍‌‍‍‌‌‍‌​​ ‌‌ ​​‌‍ ‌ ​ ‌ ‌​​‍ ‍‌ ​ ‌‍​‌​‍ ‍‌‍‌‍‌ ‌‌‌ ‌​‌ ‌‌‌ ​‍‌‍‌‌​‍ ‌‌ ​​‌ ​‍‌‍ ‌‍ ‌‍‌‍‌‍‍‌‌‍ ‍‌‍‌ ​‍ ‌‌ ‌​‌‍‍​‌‍‌‌​‍ ‌‌‍‌‍‌‍ ‌‍ ‌‍‌​‌‍​ ‌‍‍​‌‍​‌‌‍‍‌‌‍ ‍​‍ ‌‌‍​‍‌‍ ‌‍ ‍‌ ‌​‌‍‌‌‌ ​‍‌‍​‌​‍ ‌‌ ‌​‌‍ ‌​‍ ‌‌‍ ​‌‍‌‌‌‍​‌‌‍‌​‌ ​ ​‍ ‌‌ ‌​‌‍‍​‌‍‌‌​‍ ‌‌‍​ ‌‍‍​‌‍​‌‌ ​‍‌‍‌ ‌‍‌‌​‍‌‍‌ ‌​‌ ‍‌‌ ​​‌‍‌‌​ ‌‌ ​​‌‍ ‌ ​ ‌ ‌​​‍‌‍‌ ​​‌‍​‌‌ ‌​‌‍‍​​ ‌‌‍​‍‌‍ ‌‍‌​‌ ‍‌​‍‌‌​ ‌‌‌​​‍‌‌ ‌‍‍ ‌‍‌‌‌ ‍‌​‍‌‌​ ​ ‌​‌​​‍‌‌​ ​ ‌​‌​​‍‌‌​ ​‍​ ​‍​ ‌ ​ ‌ ‌‍​‍​ ​​​ ​​​ ‌ ​ ‌ ​ ‍‌‌‍​‌‌‍​‍‌‍​ ‌‍​‌​‍‌‌​ ​‍​ ​‍​‍‌‌​ ‌‌‌​‌​​‍ ‍‌‍​ ‌‍‍​‌‍‍‌‌‍ ​‌‍‌​‌ ​‍‌‍‌‌‌‍ ‍​‍‌‌​ ‌‌‌​​‍‌‌ ‌‍‍ ‌‍‌‌‌ ‍‌​‍‌‌​ ​ ‌​‌​​‍‌‌​ ​ ‌​‌​​‍‌‌​ ​‍​ ​‍​ ​‌‌‍‌‍‌‍‌‍​ ‍​‌‍​ ​ ‌​​ ‌​​ ‌‍​ ​ ‌‍‌‍‌‍‌‍​ ‌‌​ ​​​‍‌‌​ ​‍​ ​‍​‍‌‌​ ‌‌‌​‌​​‍ ‍‌ ‌​‌‍‌‌‌ ‍​‌ ‌​​‍‌‍‌ ​​‌‍‌‌‌ ​‍‌ ​ ‌ ​​‌‍‌‌‌‍​ ‌ ‌​‌‍‍‌‌ ‌‍‌‍‌‌​ ‌‌ ​​‌ ‌‌‌‍​‍‌‍ ​‌‍‍‌‌ ​ ‌‍‍​‌‍‌‌‌‍‌​​‍​‍‌ ‌
Bontera are passionate about improving the quality of the global food supply. By promoting eco-friendly farming practices, they
contribute to a healthier and more nutritious food chain.​​​​‌ ‍ ​‍​‍‌‍ ‌ ​‍‌‍‍‌‌‍‌ ‌‍‍‌‌‍ ‍​‍​‍​ ‍‍​‍​‍‌ ​ ‌‍​‌‌‍ ‍‌‍‍‌‌ ‌​‌ ‍‌​‍ ‍‌‍‍‌‌‍ ​‍​‍​‍ ​​‍​‍‌‍‍​‌ ​‍‌‍‌‌‌‍‌‍​‍​‍​ ‍‍​‍​‍​‍ ‌ ​ ‌ ‌​‌ ‌‌‌‍‌​‌‍‍‌‌‍ ​‍ ‌‍‍‌‌‍ ‍‌ ‌​‌‍‌‌‌‍ ‍‌ ‌​​‍ ‌‍‌‌‌‍‌​‌‍‍‌‌ ‌​​‍ ‌‍ ‌‌‍ ‌‍‌​‌‍‌‌​ ‌‌ ​​‌ ​‍‌‍‌‌‌ ​ ‌‍‌‌‌‍ ‍‌ ‌​‌‍​‌‌ ‌​‌‍‍‌‌‍ ‌‍ ‍​ ‍ ‌‍‍‌‌‍‌​​ ‌‌ ​​‌‍ ‌ ​ ‌ ‌​​‍ ‍‌ ​ ‌‍​‌​‍ ‍‌‍‌‍‌ ‌‌‌ ‌​‌ ‌‌‌ ​‍‌‍‌‌​‍ ‌‌ ​​‌ ​‍‌‍ ‌‍ ‌‍‌‍‌‍‍‌‌‍ ‍‌‍‌ ​‍ ‌‌ ‌​‌‍‍​‌‍‌‌​‍ ‌‌‍‌‍‌‍ ‌‍ ‌‍‌​‌‍​ ‌‍‍​‌‍​‌‌‍‍‌‌‍ ‍​‍ ‌‌‍​‍‌‍ ‌‍ ‍‌ ‌​‌‍‌‌‌ ​‍‌‍​‌​‍ ‌‌ ‌​‌‍ ‌​‍ ‌‌‍ ​‌‍‌‌‌‍​‌‌‍‌​‌ ​ ​‍ ‌‌ ‌​‌‍‍​‌‍‌‌​‍ ‌‌‍​ ‌‍‍​‌‍​‌‌ ​‍‌‍‌ ‌‍‌‌​ ‍ ‌ ‌​‌ ‍‌‌ ​​‌‍‌‌​ ‌‌ ​​‌‍ ‌ ​ ‌ ‌​​ ‍ ‌ ​​‌‍​‌‌ ‌​‌‍‍​​ ‌‌‍​‍‌‍ ‌‍‌​‌ ‍‌​‍‌‌​ ‌‌‌​​‍‌‌ ‌‍‍ ‌‍‌‌‌ ‍‌​‍‌‌​ ​ ‌​‌​​‍‌‌​ ​ ‌​‌​​‍‌‌​ ​‍​ ​‍‌‍​‍‌‍​ ​ ‍​‌‍​ ​ ‍​‌‍​‍‌‍​‍​ ​‌​ ​‌​ ​ ​ ​‌​ ‍‌​‍‌‌​ ​‍​ ​‍​‍‌‌​ ‌‌‌​‌​​‍ ‍‌‍​ ‌‍‍​‌‍‍‌‌‍ ​‌‍‌​‌ ​‍‌‍‌‌‌‍ ‍​‍‌‌​ ‌‌‌​​‍‌‌ ‌‍‍ ‌‍‌‌‌ ‍‌​‍‌‌​ ​ ‌​‌​​‍‌‌​ ​ ‌​‌​​‍‌‌​ ​‍​ ​‍​ ​‍​ ‌​‌‍​ ​ ​​​ ​‍​ ‌‌​ ‍‌​ ​​​ ​ ​ ​‌‌‍​‍​ ​​​ ​​​‍‌‌​ ​‍​ ​‍​‍‌‌​ ‌‌‌​‌​​‍ ‍‌ ‌​‌‍‌‌‌ ‍​‌ ‌​​ ‌‍​‍‌‍​‌‌ ​ ‌‍‌‌‌‌‌‌‌ ​‍‌‍ ​​ ‌​‍‌‌​ ​‍‌​‌‍‌ ​ ‌ ‌​‌ ‌‌‌‍‌​‌‍‍‌‌‍ ​‍‌‍‌‍‍‌‌‍‌​​ ‌‌ ​​‌‍ ‌ ​ ‌ ‌​​‍ ‍‌ ​ ‌‍​‌​‍ ‍‌‍‌‍‌ ‌‌‌ ‌​‌ ‌‌‌ ​‍‌‍‌‌​‍ ‌‌ ​​‌ ​‍‌‍ ‌‍ ‌‍‌‍‌‍‍‌‌‍ ‍‌‍‌ ​‍ ‌‌ ‌​‌‍‍​‌‍‌‌​‍ ‌‌‍‌‍‌‍ ‌‍ ‌‍‌​‌‍​ ‌‍‍​‌‍​‌‌‍‍‌‌‍ ‍​‍ ‌‌‍​‍‌‍ ‌‍ ‍‌ ‌​‌‍‌‌‌ ​‍‌‍​‌​‍ ‌‌ ‌​‌‍ ‌​‍ ‌‌‍ ​‌‍‌‌‌‍​‌‌‍‌​‌ ​ ​‍ ‌‌ ‌​‌‍‍​‌‍‌‌​‍ ‌‌‍​ ‌‍‍​‌‍​‌‌ ​‍‌‍‌ ‌‍‌‌​‍‌‍‌ ‌​‌ ‍‌‌ ​​‌‍‌‌​ ‌‌ ​​‌‍ ‌ ​ ‌ ‌​​‍‌‍‌ ​​‌‍​‌‌ ‌​‌‍‍​​ ‌‌‍​‍‌‍ ‌‍‌​‌ ‍‌​‍‌‌​ ‌‌‌​​‍‌‌ ‌‍‍ ‌‍‌‌‌ ‍‌​‍‌‌​ ​ ‌​‌​​‍‌‌​ ​ ‌​‌​​‍‌‌​ ​‍​ ​‍‌‍​‍‌‍​ ​ ‍​‌‍​ ​ ‍​‌‍​‍‌‍​‍​ ​‌​ ​‌​ ​ ​ ​‌​ ‍‌​‍‌‌​ ​‍​ ​‍​‍‌‌​ ‌‌‌​‌​​‍ ‍‌‍​ ‌‍‍​‌‍‍‌‌‍ ​‌‍‌​‌ ​‍‌‍‌‌‌‍ ‍​‍‌‌​ ‌‌‌​​‍‌‌ ‌‍‍ ‌‍‌‌‌ ‍‌​‍‌‌​ ​ ‌​‌​​‍‌‌​ ​ ‌​‌​​‍‌‌​ ​‍​ ​‍​ ​‍​ ‌​‌‍​ ​ ​​​ ​‍​ ‌‌​ ‍‌​ ​​​ ​ ​ ​‌‌‍​‍​ ​​​ ​​​‍‌‌​ ​‍​ ​‍​‍‌‌​ ‌‌‌​‌​​‍ ‍‌ ‌​‌‍‌‌‌ ‍​‌ ‌​​‍‌‍‌ ​​‌‍‌‌‌ ​‍‌ ​ ‌ ​​‌‍‌‌‌‍​ ‌ ‌​‌‍‍‌‌ ‌‍‌‍‌‌​ ‌‌ ​​‌ ‌‌‌‍​‍‌‍ ​‌‍‍‌‌ ​ ‌‍‍​‌‍‌‌‌‍‌​​‍​‍‌ ‌
Future-proofing the Foodchain​​​​‌ ‍ ​‍​‍‌‍ ‌ ​‍‌‍‍‌‌‍‌ ‌‍‍‌‌‍ ‍​‍​‍​ ‍‍​‍​‍‌ ​ ‌‍​‌‌‍ ‍‌‍‍‌‌ ‌​‌ ‍‌​‍ ‍‌‍‍‌‌‍ ​‍​‍​‍ ​​‍​‍‌‍‍​‌ ​‍‌‍‌‌‌‍‌‍​‍​‍​ ‍‍​‍​‍​‍ ‌ ​ ‌ ‌​‌ ‌‌‌‍‌​‌‍‍‌‌‍ ​‍ ‌‍‍‌‌‍ ‍‌ ‌​‌‍‌‌‌‍ ‍‌ ‌​​‍ ‌‍‌‌‌‍‌​‌‍‍‌‌ ‌​​‍ ‌‍ ‌‌‍ ‌‍‌​‌‍‌‌​ ‌‌ ​​‌ ​‍‌‍‌‌‌ ​ ‌‍‌‌‌‍ ‍‌ ‌​‌‍​‌‌ ‌​‌‍‍‌‌‍ ‌‍ ‍​ ‍ ‌‍‍‌‌‍‌​​ ‌‌ ​​‌‍ ‌ ​ ‌ ‌​​‍ ‍‌ ​ ‌‍​‌​‍ ‍‌‍‌‍‌ ‌‌‌ ‌​‌ ‌‌‌ ​‍‌‍‌‌​‍ ‌‌ ​​‌ ​‍‌‍ ‌‍ ‌‍‌‍‌‍‍‌‌‍ ‍‌‍‌ ​‍ ‌‌ ‌​‌‍‍​‌‍‌‌​‍ ‌‌‍‌‍‌‍ ‌‍ ‌‍‌​‌‍​ ‌‍‍​‌‍​‌‌‍‍‌‌‍ ‍​‍ ‌‌‍​‍‌‍ ‌‍ ‍‌ ‌​‌‍‌‌‌ ​‍‌‍​‌​‍ ‌‌ ‌​‌‍ ‌​‍ ‌‌‍ ​‌‍‌‌‌‍​‌‌‍‌​‌ ​ ​‍ ‌‌ ‌​‌‍‍​‌‍‌‌​‍ ‌‌‍​ ‌‍‍​‌‍​‌‌ ​‍‌‍‌ ‌‍‌‌​ ‍ ‌ ‌​‌ ‍‌‌ ​​‌‍‌‌​ ‌‌ ​​‌‍ ‌ ​ ‌ ‌​​ ‍ ‌ ​​‌‍​‌‌ ‌​‌‍‍​​ ‌‌‍​‍‌‍ ‌‍‌​‌ ‍‌​‍‌‌​ ‌‌‌​​‍‌‌ ‌‍‍ ‌‍‌‌‌ ‍‌​‍‌‌​ ​ ‌​‌​​‍‌‌​ ​ ‌​‌​​‍‌‌​ ​‍​ ​‍​ ‍‌​ ‌‌​ ​ ​ ‍‌​ ‌‍‌‍‌‍‌‍‌​​ ‌ ​ ‌ ​ ​‍​ ​​‌‍​‌​‍‌‌​ ​‍​ ​‍​‍‌‌​ ‌‌‌​‌​​‍ ‍‌‍​ ‌‍‍​‌‍‍‌‌‍ ​‌‍‌​‌ ​‍‌‍‌‌‌‍ ‍​‍‌‌​ ‌‌‌​​‍‌‌ ‌‍‍ ‌‍‌‌‌ ‍‌​‍‌‌​ ​ ‌​‌​​‍‌‌​ ​ ‌​‌​​‍‌‌​ ​‍​ ​‍​ ​‌​ ‍​​ ‌​​ ​​‌‍‌​‌‍​ ‌‍​ ​ ​ ‌‍​‍‌‍​ ​ ‌​​ ‍​​ ​​​‍‌‌​ ​‍​ ​‍​‍‌‌​ ‌‌‌​‌​​‍ ‍‌ ‌​‌‍‌‌‌ ‍​‌ ‌​​ ‌‍​‍‌‍​‌‌ ​ ‌‍‌‌‌‌‌‌‌ ​‍‌‍ ​​ ‌​‍‌‌​ ​‍‌​‌‍‌ ​ ‌ ‌​‌ ‌‌‌‍‌​‌‍‍‌‌‍ ​‍‌‍‌‍‍‌‌‍‌​​ ‌‌ ​​‌‍ ‌ ​ ‌ ‌​​‍ ‍‌ ​ ‌‍​‌​‍ ‍‌‍‌‍‌ ‌‌‌ ‌​‌ ‌‌‌ ​‍‌‍‌‌​‍ ‌‌ ​​‌ ​‍‌‍ ‌‍ ‌‍‌‍‌‍‍‌‌‍ ‍‌‍‌ ​‍ ‌‌ ‌​‌‍‍​‌‍‌‌​‍ ‌‌‍‌‍‌‍ ‌‍ ‌‍‌​‌‍​ ‌‍‍​‌‍​‌‌‍‍‌‌‍ ‍​‍ ‌‌‍​‍‌‍ ‌‍ ‍‌ ‌​‌‍‌‌‌ ​‍‌‍​‌​‍ ‌‌ ‌​‌‍ ‌​‍ ‌‌‍ ​‌‍‌‌‌‍​‌‌‍‌​‌ ​ ​‍ ‌‌ ‌​‌‍‍​‌‍‌‌​‍ ‌‌‍​ ‌‍‍​‌‍​‌‌ ​‍‌‍‌ ‌‍‌‌​‍‌‍‌ ‌​‌ ‍‌‌ ​​‌‍‌‌​ ‌‌ ​​‌‍ ‌ ​ ‌ ‌​​‍‌‍‌ ​​‌‍​‌‌ ‌​‌‍‍​​ ‌‌‍​‍‌‍ ‌‍‌​‌ ‍‌​‍‌‌​ ‌‌‌​​‍‌‌ ‌‍‍ ‌‍‌‌‌ ‍‌​‍‌‌​ ​ ‌​‌​​‍‌‌​ ​ ‌​‌​​‍‌‌​ ​‍​ ​‍​ ‍‌​ ‌‌​ ​ ​ ‍‌​ ‌‍‌‍‌‍‌‍‌​​ ‌ ​ ‌ ​ ​‍​ ​​‌‍​‌​‍‌‌​ ​‍​ ​‍​‍‌‌​ ‌‌‌​‌​​‍ ‍‌‍​ ‌‍‍​‌‍‍‌‌‍ ​‌‍‌​‌ ​‍‌‍‌‌‌‍ ‍​‍‌‌​ ‌‌‌​​‍‌‌ ‌‍‍ ‌‍‌‌‌ ‍‌​‍‌‌​ ​ ‌​‌​​‍‌‌​ ​ ‌​‌​​‍‌‌​ ​‍​ ​‍​ ​‌​ ‍​​ ‌​​ ​​‌‍‌​‌‍​ ‌‍​ ​ ​ ‌‍​‍‌‍​ ​ ‌​​ ‍​​ ​​​‍‌‌​ ​‍​ ​‍​‍‌‌​ ‌‌‌​‌​​‍ ‍‌ ‌​‌‍‌‌‌ ‍​‌ ‌​​‍‌‍‌ ​​‌‍‌‌‌ ​‍‌ ​ ‌ ​​‌‍‌‌‌‍​ ‌ ‌​‌‍‍‌‌ ‌‍‌‍‌‌​ ‌‌ ​​‌ ‌‌‌‍​‍‌‍ ​‌‍‍‌‌ ​ ‌‍‍​‌‍‌‌‌‍‌​​‍​‍‌ ‌
The commitment to enriching people's lives goes hand in hand with ensuring that farmers can leave their land in better health for the next
generation. Bontera’s approach revolves around optimising the microbial communities of plants—an entirely new and groundbreaking
method to enhance productivity.​​​​‌ ‍ ​‍​‍‌‍ ‌ ​‍‌‍‍‌‌‍‌ ‌‍‍‌‌‍ ‍​‍​‍​ ‍‍​‍​‍‌ ​ ‌‍​‌‌‍ ‍‌‍‍‌‌ ‌​‌ ‍‌​‍ ‍‌‍‍‌‌‍ ​‍​‍​‍ ​​‍​‍‌‍‍​‌ ​‍‌‍‌‌‌‍‌‍​‍​‍​ ‍‍​‍​‍​‍ ‌ ​ ‌ ‌​‌ ‌‌‌‍‌​‌‍‍‌‌‍ ​‍ ‌‍‍‌‌‍ ‍‌ ‌​‌‍‌‌‌‍ ‍‌ ‌​​‍ ‌‍‌‌‌‍‌​‌‍‍‌‌ ‌​​‍ ‌‍ ‌‌‍ ‌‍‌​‌‍‌‌​ ‌‌ ​​‌ ​‍‌‍‌‌‌ ​ ‌‍‌‌‌‍ ‍‌ ‌​‌‍​‌‌ ‌​‌‍‍‌‌‍ ‌‍ ‍​ ‍ ‌‍‍‌‌‍‌​​ ‌‌ ​​‌‍ ‌ ​ ‌ ‌​​‍ ‍‌ ​ ‌‍​‌​‍ ‍‌‍‌‍‌ ‌‌‌ ‌​‌ ‌‌‌ ​‍‌‍‌‌​‍ ‌‌ ​​‌ ​‍‌‍ ‌‍ ‌‍‌‍‌‍‍‌‌‍ ‍‌‍‌ ​‍ ‌‌ ‌​‌‍‍​‌‍‌‌​‍ ‌‌‍‌‍‌‍ ‌‍ ‌‍‌​‌‍​ ‌‍‍​‌‍​‌‌‍‍‌‌‍ ‍​‍ ‌‌‍​‍‌‍ ‌‍ ‍‌ ‌​‌‍‌‌‌ ​‍‌‍​‌​‍ ‌‌ ‌​‌‍ ‌​‍ ‌‌‍ ​‌‍‌‌‌‍​‌‌‍‌​‌ ​ ​‍ ‌‌ ‌​‌‍‍​‌‍‌‌​‍ ‌‌‍​ ‌‍‍​‌‍​‌‌ ​‍‌‍‌ ‌‍‌‌​ ‍ ‌ ‌​‌ ‍‌‌ ​​‌‍‌‌​ ‌‌ ​​‌‍ ‌ ​ ‌ ‌​​ ‍ ‌ ​​‌‍​‌‌ ‌​‌‍‍​​ ‌‌‍​‍‌‍ ‌‍‌​‌ ‍‌​‍‌‌​ ‌‌‌​​‍‌‌ ‌‍‍ ‌‍‌‌‌ ‍‌​‍‌‌​ ​ ‌​‌​​‍‌‌​ ​ ‌​‌​​‍‌‌​ ​‍​ ​‍‌‍​ ​ ‍​​ ​ ​ ‍‌​ ​ ​ ​​​ ‍​​ ​‍​ ‌​​ ‌ ​ ​‍​ ​‍​‍‌‌​ ​‍​ ​‍​‍‌‌​ ‌‌‌​‌​​‍ ‍‌‍​ ‌‍‍​‌‍‍‌‌‍ ​‌‍‌​‌ ​‍‌‍‌‌‌‍ ‍​‍‌‌​ ‌‌‌​​‍‌‌ ‌‍‍ ‌‍‌‌‌ ‍‌​‍‌‌​ ​ ‌​‌​​‍‌‌​ ​ ‌​‌​​‍‌‌​ ​‍​ ​‍‌‍‌‍​ ‍‌​ ‌​​ ‍​​ ​‍‌‍​‌‌‍​‍​ ​ ​ ‌ ​ ‌‍​ ​‍​ ‌‌​ ​​​‍‌‌​ ​‍​ ​‍​‍‌‌​ ‌‌‌​‌​​‍ ‍‌ ‌​‌‍‌‌‌ ‍​‌ ‌​​ ‌‍​‍‌‍​‌‌ ​ ‌‍‌‌‌‌‌‌‌ ​‍‌‍ ​​ ‌​‍‌‌​ ​‍‌​‌‍‌ ​ ‌ ‌​‌ ‌‌‌‍‌​‌‍‍‌‌‍ ​‍‌‍‌‍‍‌‌‍‌​​ ‌‌ ​​‌‍ ‌ ​ ‌ ‌​​‍ ‍‌ ​ ‌‍​‌​‍ ‍‌‍‌‍‌ ‌‌‌ ‌​‌ ‌‌‌ ​‍‌‍‌‌​‍ ‌‌ ​​‌ ​‍‌‍ ‌‍ ‌‍‌‍‌‍‍‌‌‍ ‍‌‍‌ ​‍ ‌‌ ‌​‌‍‍​‌‍‌‌​‍ ‌‌‍‌‍‌‍ ‌‍ ‌‍‌​‌‍​ ‌‍‍​‌‍​‌‌‍‍‌‌‍ ‍​‍ ‌‌‍​‍‌‍ ‌‍ ‍‌ ‌​‌‍‌‌‌ ​‍‌‍​‌​‍ ‌‌ ‌​‌‍ ‌​‍ ‌‌‍ ​‌‍‌‌‌‍​‌‌‍‌​‌ ​ ​‍ ‌‌ ‌​‌‍‍​‌‍‌‌​‍ ‌‌‍​ ‌‍‍​‌‍​‌‌ ​‍‌‍‌ ‌‍‌‌​‍‌‍‌ ‌​‌ ‍‌‌ ​​‌‍‌‌​ ‌‌ ​​‌‍ ‌ ​ ‌ ‌​​‍‌‍‌ ​​‌‍​‌‌ ‌​‌‍‍​​ ‌‌‍​‍‌‍ ‌‍‌​‌ ‍‌​‍‌‌​ ‌‌‌​​‍‌‌ ‌‍‍ ‌‍‌‌‌ ‍‌​‍‌‌​ ​ ‌​‌​​‍‌‌​ ​ ‌​‌​​‍‌‌​ ​‍​ ​‍‌‍​ ​ ‍​​ ​ ​ ‍‌​ ​ ​ ​​​ ‍​​ ​‍​ ‌​​ ‌ ​ ​‍​ ​‍​‍‌‌​ ​‍​ ​‍​‍‌‌​ ‌‌‌​‌​​‍ ‍‌‍​ ‌‍‍​‌‍‍‌‌‍ ​‌‍‌​‌ ​‍‌‍‌‌‌‍ ‍​‍‌‌​ ‌‌‌​​‍‌‌ ‌‍‍ ‌‍‌‌‌ ‍‌​‍‌‌​ ​ ‌​‌​​‍‌‌​ ​ ‌​‌​​‍‌‌​ ​‍​ ​‍‌‍‌‍​ ‍‌​ ‌​​ ‍​​ ​‍‌‍​‌‌‍​‍​ ​ ​ ‌ ​ ‌‍​ ​‍​ ‌‌​ ​​​‍‌‌​ ​‍​ ​‍​‍‌‌​ ‌‌‌​‌​​‍ ‍‌ ‌​‌‍‌‌‌ ‍​‌ ‌​​‍‌‍‌ ​​‌‍‌‌‌ ​‍‌ ​ ‌ ​​‌‍‌‌‌‍​ ‌ ‌​‌‍‍‌‌ ‌‍‌‍‌‌​ ‌‌ ​​‌ ‌‌‌‍​‍‌‍ ​‌‍‍‌‌ ​ ‌‍‍​‌‍‌‌‌‍‌​​‍​‍‌ ‌
Incorporating Bontera™ solutions into farming practices yields a number of benefits:​​​​‌ ‍ ​‍​‍‌‍ ‌ ​‍‌‍‍‌‌‍‌ ‌‍‍‌‌‍ ‍​‍​‍​ ‍‍​‍​‍‌ ​ ‌‍​‌‌‍ ‍‌‍‍‌‌ ‌​‌ ‍‌​‍ ‍‌‍‍‌‌‍ ​‍​‍​‍ ​​‍​‍‌‍‍​‌ ​‍‌‍‌‌‌‍‌‍​‍​‍​ ‍‍​‍​‍​‍ ‌ ​ ‌ ‌​‌ ‌‌‌‍‌​‌‍‍‌‌‍ ​‍ ‌‍‍‌‌‍ ‍‌ ‌​‌‍‌‌‌‍ ‍‌ ‌​​‍ ‌‍‌‌‌‍‌​‌‍‍‌‌ ‌​​‍ ‌‍ ‌‌‍ ‌‍‌​‌‍‌‌​ ‌‌ ​​‌ ​‍‌‍‌‌‌ ​ ‌‍‌‌‌‍ ‍‌ ‌​‌‍​‌‌ ‌​‌‍‍‌‌‍ ‌‍ ‍​ ‍ ‌‍‍‌‌‍‌​​ ‌‌ ​​‌‍ ‌ ​ ‌ ‌​​‍ ‍‌ ​ ‌‍​‌​‍ ‍‌‍‌‍‌ ‌‌‌ ‌​‌ ‌‌‌ ​‍‌‍‌‌​‍ ‌‌ ​​‌ ​‍‌‍ ‌‍ ‌‍‌‍‌‍‍‌‌‍ ‍‌‍‌ ​‍ ‌‌ ‌​‌‍‍​‌‍‌‌​‍ ‌‌‍‌‍‌‍ ‌‍ ‌‍‌​‌‍​ ‌‍‍​‌‍​‌‌‍‍‌‌‍ ‍​‍ ‌‌‍​‍‌‍ ‌‍ ‍‌ ‌​‌‍‌‌‌ ​‍‌‍​‌​‍ ‌‌ ‌​‌‍ ‌​‍ ‌‌‍ ​‌‍‌‌‌‍​‌‌‍‌​‌ ​ ​‍ ‌‌ ‌​‌‍‍​‌‍‌‌​‍ ‌‌‍​ ‌‍‍​‌‍​‌‌ ​‍‌‍‌ ‌‍‌‌​ ‍ ‌ ‌​‌ ‍‌‌ ​​‌‍‌‌​ ‌‌ ​​‌‍ ‌ ​ ‌ ‌​​ ‍ ‌ ​​‌‍​‌‌ ‌​‌‍‍​​ ‌‌‍​‍‌‍ ‌‍‌​‌ ‍‌​‍‌‌​ ‌‌‌​​‍‌‌ ‌‍‍ ‌‍‌‌‌ ‍‌​‍‌‌​ ​ ‌​‌​​‍‌‌​ ​ ‌​‌​​‍‌‌​ ​‍​ ​‍‌‍‌‌‌‍‌​‌‍​‌​ ‌ ​ ‍​​ ​‌​ ‍‌​ ​‍​ ‍‌​ ‍​​ ​​‌‍​‌​‍‌‌​ ​‍​ ​‍​‍‌‌​ ‌‌‌​‌​​‍ ‍‌‍​ ‌‍‍​‌‍‍‌‌‍ ​‌‍‌​‌ ​‍‌‍‌‌‌‍ ‍​‍‌‌​ ‌‌‌​​‍‌‌ ‌‍‍ ‌‍‌‌‌ ‍‌​‍‌‌​ ​ ‌​‌​​‍‌‌​ ​ ‌​‌​​‍‌‌​ ​‍​ ​‍​ ‌‌​ ​​​ ‌‍‌‍​ ​ ​​‌‍​ ​ ‍​​ ‌‌​ ‌‌​ ​‍​ ‌ ​ ​‌​ ​​​‍‌‌​ ​‍​ ​‍​‍‌‌​ ‌‌‌​‌​​‍ ‍‌ ‌​‌‍‌‌‌ ‍​‌ ‌​​ ‌‍​‍‌‍​‌‌ ​ ‌‍‌‌‌‌‌‌‌ ​‍‌‍ ​​ ‌​‍‌‌​ ​‍‌​‌‍‌ ​ ‌ ‌​‌ ‌‌‌‍‌​‌‍‍‌‌‍ ​‍‌‍‌‍‍‌‌‍‌​​ ‌‌ ​​‌‍ ‌ ​ ‌ ‌​​‍ ‍‌ ​ ‌‍​‌​‍ ‍‌‍‌‍‌ ‌‌‌ ‌​‌ ‌‌‌ ​‍‌‍‌‌​‍ ‌‌ ​​‌ ​‍‌‍ ‌‍ ‌‍‌‍‌‍‍‌‌‍ ‍‌‍‌ ​‍ ‌‌ ‌​‌‍‍​‌‍‌‌​‍ ‌‌‍‌‍‌‍ ‌‍ ‌‍‌​‌‍​ ‌‍‍​‌‍​‌‌‍‍‌‌‍ ‍​‍ ‌‌‍​‍‌‍ ‌‍ ‍‌ ‌​‌‍‌‌‌ ​‍‌‍​‌​‍ ‌‌ ‌​‌‍ ‌​‍ ‌‌‍ ​‌‍‌‌‌‍​‌‌‍‌​‌ ​ ​‍ ‌‌ ‌​‌‍‍​‌‍‌‌​‍ ‌‌‍​ ‌‍‍​‌‍​‌‌ ​‍‌‍‌ ‌‍‌‌​‍‌‍‌ ‌​‌ ‍‌‌ ​​‌‍‌‌​ ‌‌ ​​‌‍ ‌ ​ ‌ ‌​​‍‌‍‌ ​​‌‍​‌‌ ‌​‌‍‍​​ ‌‌‍​‍‌‍ ‌‍‌​‌ ‍‌​‍‌‌​ ‌‌‌​​‍‌‌ ‌‍‍ ‌‍‌‌‌ ‍‌​‍‌‌​ ​ ‌​‌​​‍‌‌​ ​ ‌​‌​​‍‌‌​ ​‍​ ​‍‌‍‌‌‌‍‌​‌‍​‌​ ‌ ​ ‍​​ ​‌​ ‍‌​ ​‍​ ‍‌​ ‍​​ ​​‌‍​‌​‍‌‌​ ​‍​ ​‍​‍‌‌​ ‌‌‌​‌​​‍ ‍‌‍​ ‌‍‍​‌‍‍‌‌‍ ​‌‍‌​‌ ​‍‌‍‌‌‌‍ ‍​‍‌‌​ ‌‌‌​​‍‌‌ ‌‍‍ ‌‍‌‌‌ ‍‌​‍‌‌​ ​ ‌​‌​​‍‌‌​ ​ ‌​‌​​‍‌‌​ ​‍​ ​‍​ ‌‌​ ​​​ ‌‍‌‍​ ​ ​​‌‍​ ​ ‍​​ ‌‌​ ‌‌​ ​‍​ ‌ ​ ​‌​ ​​​‍‌‌​ ​‍​ ​‍​‍‌‌​ ‌‌‌​‌​​‍ ‍‌ ‌​‌‍‌‌‌ ‍​‌ ‌​​‍‌‍‌ ​​‌‍‌‌‌ ​‍‌ ​ ‌ ​​‌‍‌‌‌‍​ ‌ ‌​‌‍‍‌‌ ‌‍‌‍‌‌​ ‌‌ ​​‌ ‌‌‌‍​‍‌‍ ​‌‍‍‌‌ ​ ‌‍‍​‌‍‌‌‌‍‌​​‍​‍‌ ‌
100% Organically Derived:​​​​‌ ‍ ​‍​‍‌‍ ‌ ​‍‌‍‍‌‌‍‌ ‌‍‍‌‌‍ ‍​‍​‍​ ‍‍​‍​‍‌ ​ ‌‍​‌‌‍ ‍‌‍‍‌‌ ‌​‌ ‍‌​‍ ‍‌‍‍‌‌‍ ​‍​‍​‍ ​​‍​‍‌‍‍​‌ ​‍‌‍‌‌‌‍‌‍​‍​‍​ ‍‍​‍​‍​‍ ‌ ​ ‌ ‌​‌ ‌‌‌‍‌​‌‍‍‌‌‍ ​‍ ‌‍‍‌‌‍ ‍‌ ‌​‌‍‌‌‌‍ ‍‌ ‌​​‍ ‌‍‌‌‌‍‌​‌‍‍‌‌ ‌​​‍ ‌‍ ‌‌‍ ‌‍‌​‌‍‌‌​ ‌‌ ​​‌ ​‍‌‍‌‌‌ ​ ‌‍‌‌‌‍ ‍‌ ‌​‌‍​‌‌ ‌​‌‍‍‌‌‍ ‌‍ ‍​ ‍ ‌‍‍‌‌‍‌​​ ‌‌ ​​‌‍ ‌ ​ ‌ ‌​​‍ ‍‌ ​ ‌‍​‌​‍ ‍‌‍‌‍‌ ‌‌‌ ‌​‌ ‌‌‌ ​‍‌‍‌‌​‍ ‌‌ ​​‌ ​‍‌‍ ‌‍ ‌‍‌‍‌‍‍‌‌‍ ‍‌‍‌ ​‍ ‌‌ ‌​‌‍‍​‌‍‌‌​‍ ‌‌‍‌‍‌‍ ‌‍ ‌‍‌​‌‍​ ‌‍‍​‌‍​‌‌‍‍‌‌‍ ‍​‍ ‌‌‍​‍‌‍ ‌‍ ‍‌ ‌​‌‍‌‌‌ ​‍‌‍​‌​‍ ‌‌ ‌​‌‍ ‌​‍ ‌‌‍ ​‌‍‌‌‌‍​‌‌‍‌​‌ ​ ​‍ ‌‌ ‌​‌‍‍​‌‍‌‌​‍ ‌‌‍​ ‌‍‍​‌‍​‌‌ ​‍‌‍‌ ‌‍‌‌​ ‍ ‌ ‌​‌ ‍‌‌ ​​‌‍‌‌​ ‌‌ ​​‌‍ ‌ ​ ‌ ‌​​ ‍ ‌ ​​‌‍​‌‌ ‌​‌‍‍​​ ‌‌‍​‍‌‍ ‌‍‌​‌ ‍‌​‍‌‌​ ‌‌‌​​‍‌‌ ‌‍‍ ‌‍‌‌‌ ‍‌​‍‌‌​ ​ ‌​‌​​‍‌‌​ ​ ‌​‌​​‍‌‌​ ​‍​ ​‍‌‍​‍​ ‌‌‌‍‌‌‌‍​‍​ ‌​​ ​​‌‍‌​​ ​‌​ ‌‍​ ‌ ​ ‌ ‌‍​ ​‍‌‌​ ​‍​ ​‍​‍‌‌​ ‌‌‌​‌​​‍ ‍‌‍​ ‌‍‍​‌‍‍‌‌‍ ​‌‍‌​‌ ​‍‌‍‌‌‌‍ ‍​‍‌‌​ ‌‌‌​​‍‌‌ ‌‍‍ ‌‍‌‌‌ ‍‌​‍‌‌​ ​ ‌​‌​​‍‌‌​ ​ ‌​‌​​‍‌‌​ ​‍​ ​‍‌‍​‍​ ‌‍​ ‍​‌‍​‌‌‍​ ‌‍​‌​ ‌‌​ ​‌​ ‌‍​ ‌‍‌‍‌​‌‍‌‍​ ​​​‍‌‌​ ​‍​ ​‍​‍‌‌​ ‌‌‌​‌​​‍ ‍‌ ‌​‌‍‌‌‌ ‍​‌ ‌​​ ‌‍​‍‌‍​‌‌ ​ ‌‍‌‌‌‌‌‌‌ ​‍‌‍ ​​ ‌​‍‌‌​ ​‍‌​‌‍‌ ​ ‌ ‌​‌ ‌‌‌‍‌​‌‍‍‌‌‍ ​‍‌‍‌‍‍‌‌‍‌​​ ‌‌ ​​‌‍ ‌ ​ ‌ ‌​​‍ ‍‌ ​ ‌‍​‌​‍ ‍‌‍‌‍‌ ‌‌‌ ‌​‌ ‌‌‌ ​‍‌‍‌‌​‍ ‌‌ ​​‌ ​‍‌‍ ‌‍ ‌‍‌‍‌‍‍‌‌‍ ‍‌‍‌ ​‍ ‌‌ ‌​‌‍‍​‌‍‌‌​‍ ‌‌‍‌‍‌‍ ‌‍ ‌‍‌​‌‍​ ‌‍‍​‌‍​‌‌‍‍‌‌‍ ‍​‍ ‌‌‍​‍‌‍ ‌‍ ‍‌ ‌​‌‍‌‌‌ ​‍‌‍​‌​‍ ‌‌ ‌​‌‍ ‌​‍ ‌‌‍ ​‌‍‌‌‌‍​‌‌‍‌​‌ ​ ​‍ ‌‌ ‌​‌‍‍​‌‍‌‌​‍ ‌‌‍​ ‌‍‍​‌‍​‌‌ ​‍‌‍‌ ‌‍‌‌​‍‌‍‌ ‌​‌ ‍‌‌ ​​‌‍‌‌​ ‌‌ ​​‌‍ ‌ ​ ‌ ‌​​‍‌‍‌ ​​‌‍​‌‌ ‌​‌‍‍​​ ‌‌‍​‍‌‍ ‌‍‌​‌ ‍‌​‍‌‌​ ‌‌‌​​‍‌‌ ‌‍‍ ‌‍‌‌‌ ‍‌​‍‌‌​ ​ ‌​‌​​‍‌‌​ ​ ‌​‌​​‍‌‌​ ​‍​ ​‍‌‍​‍​ ‌‌‌‍‌‌‌‍​‍​ ‌​​ ​​‌‍‌​​ ​‌​ ‌‍​ ‌ ​ ‌ ‌‍​ ​‍‌‌​ ​‍​ ​‍​‍‌‌​ ‌‌‌​‌​​‍ ‍‌‍​ ‌‍‍​‌‍‍‌‌‍ ​‌‍‌​‌ ​‍‌‍‌‌‌‍ ‍​‍‌‌​ ‌‌‌​​‍‌‌ ‌‍‍ ‌‍‌‌‌ ‍‌​‍‌‌​ ​ ‌​‌​​‍‌‌​ ​ ‌​‌​​‍‌‌​ ​‍​ ​‍‌‍​‍​ ‌‍​ ‍​‌‍​‌‌‍​ ‌‍​‌​ ‌‌​ ​‌​ ‌‍​ ‌‍‌‍‌​‌‍‌‍​ ​​​‍‌‌​ ​‍​ ​‍​‍‌‌​ ‌‌‌​‌​​‍ ‍‌ ‌​‌‍‌‌‌ ‍​‌ ‌​​‍‌‍‌ ​​‌‍‌‌‌ ​‍‌ ​ ‌ ​​‌‍‌‌‌‍​ ‌ ‌​‌‍‍‌‌ ‌‍‌‍‌‌​ ‌‌ ​​‌ ‌‌‌‍​‍‌‍ ​‌‍‍‌‌ ​ ‌‍‍​‌‍‌‌‌‍‌​​‍​‍‌ ‌ Bontera products adhere to the principles of organic farming and are free from synthetic chemicals and genetically modified
organisms.​​​​‌ ‍ ​‍​‍‌‍ ‌ ​‍‌‍‍‌‌‍‌ ‌‍‍‌‌‍ ‍​‍​‍​ ‍‍​‍​‍‌ ​ ‌‍​‌‌‍ ‍‌‍‍‌‌ ‌​‌ ‍‌​‍ ‍‌‍‍‌‌‍ ​‍​‍​‍ ​​‍​‍‌‍‍​‌ ​‍‌‍‌‌‌‍‌‍​‍​‍​ ‍‍​‍​‍​‍ ‌ ​ ‌ ‌​‌ ‌‌‌‍‌​‌‍‍‌‌‍ ​‍ ‌‍‍‌‌‍ ‍‌ ‌​‌‍‌‌‌‍ ‍‌ ‌​​‍ ‌‍‌‌‌‍‌​‌‍‍‌‌ ‌​​‍ ‌‍ ‌‌‍ ‌‍‌​‌‍‌‌​ ‌‌ ​​‌ ​‍‌‍‌‌‌ ​ ‌‍‌‌‌‍ ‍‌ ‌​‌‍​‌‌ ‌​‌‍‍‌‌‍ ‌‍ ‍​ ‍ ‌‍‍‌‌‍‌​​ ‌‌ ​​‌‍ ‌ ​ ‌ ‌​​‍ ‍‌ ​ ‌‍​‌​‍ ‍‌‍‌‍‌ ‌‌‌ ‌​‌ ‌‌‌ ​‍‌‍‌‌​‍ ‌‌ ​​‌ ​‍‌‍ ‌‍ ‌‍‌‍‌‍‍‌‌‍ ‍‌‍‌ ​‍ ‌‌ ‌​‌‍‍​‌‍‌‌​‍ ‌‌‍‌‍‌‍ ‌‍ ‌‍‌​‌‍​ ‌‍‍​‌‍​‌‌‍‍‌‌‍ ‍​‍ ‌‌‍​‍‌‍ ‌‍ ‍‌ ‌​‌‍‌‌‌ ​‍‌‍​‌​‍ ‌‌ ‌​‌‍ ‌​‍ ‌‌‍ ​‌‍‌‌‌‍​‌‌‍‌​‌ ​ ​‍ ‌‌ ‌​‌‍‍​‌‍‌‌​‍ ‌‌‍​ ‌‍‍​‌‍​‌‌ ​‍‌‍‌ ‌‍‌‌​ ‍ ‌ ‌​‌ ‍‌‌ ​​‌‍‌‌​ ‌‌ ​​‌‍ ‌ ​ ‌ ‌​​ ‍ ‌ ​​‌‍​‌‌ ‌​‌‍‍​​ ‌‌‍​‍‌‍ ‌‍‌​‌ ‍‌​‍‌‌​ ‌‌‌​​‍‌‌ ‌‍‍ ‌‍‌‌‌ ‍‌​‍‌‌​ ​ ‌​‌​​‍‌‌​ ​ ‌​‌​​‍‌‌​ ​‍​ ​‍‌‍​‍​ ‌‌‌‍‌‌‌‍​‍​ ‌​​ ​​‌‍‌​​ ​‌​ ‌‍​ ‌ ​ ‌ ‌‍​ ​‍‌‌​ ​‍​ ​‍​‍‌‌​ ‌‌‌​‌​​‍ ‍‌‍​ ‌‍‍​‌‍‍‌‌‍ ​‌‍‌​‌ ​‍‌‍‌‌‌‍ ‍​‍‌‌​ ‌‌‌​​‍‌‌ ‌‍‍ ‌‍‌‌‌ ‍‌​‍‌‌​ ​ ‌​‌​​‍‌‌​ ​ ‌​‌​​‍‌‌​ ​‍​ ​‍‌‍​‍​ ‌‍​ ‍​‌‍​‌‌‍​ ‌‍​‌​ ‌‌​ ​‌​ ‌‍​ ‌‍‌‍‌​‌‍‌‍​ ​‌​‍‌‌​ ​‍​ ​‍​‍‌‌​ ‌‌‌​‌​​‍ ‍‌ ‌​‌‍‌‌‌ ‍​‌ ‌​​ ‌‍​‍‌‍​‌‌ ​ ‌‍‌‌‌‌‌‌‌ ​‍‌‍ ​​ ‌​‍‌‌​ ​‍‌​‌‍‌ ​ ‌ ‌​‌ ‌‌‌‍‌​‌‍‍‌‌‍ ​‍‌‍‌‍‍‌‌‍‌​​ ‌‌ ​​‌‍ ‌ ​ ‌ ‌​​‍ ‍‌ ​ ‌‍​‌​‍ ‍‌‍‌‍‌ ‌‌‌ ‌​‌ ‌‌‌ ​‍‌‍‌‌​‍ ‌‌ ​​‌ ​‍‌‍ ‌‍ ‌‍‌‍‌‍‍‌‌‍ ‍‌‍‌ ​‍ ‌‌ ‌​‌‍‍​‌‍‌‌​‍ ‌‌‍‌‍‌‍ ‌‍ ‌‍‌​‌‍​ ‌‍‍​‌‍​‌‌‍‍‌‌‍ ‍​‍ ‌‌‍​‍‌‍ ‌‍ ‍‌ ‌​‌‍‌‌‌ ​‍‌‍​‌​‍ ‌‌ ‌​‌‍ ‌​‍ ‌‌‍ ​‌‍‌‌‌‍​‌‌‍‌​‌ ​ ​‍ ‌‌ ‌​‌‍‍​‌‍‌‌​‍ ‌‌‍​ ‌‍‍​‌‍​‌‌ ​‍‌‍‌ ‌‍‌‌​‍‌‍‌ ‌​‌ ‍‌‌ ​​‌‍‌‌​ ‌‌ ​​‌‍ ‌ ​ ‌ ‌​​‍‌‍‌ ​​‌‍​‌‌ ‌​‌‍‍​​ ‌‌‍​‍‌‍ ‌‍‌​‌ ‍‌​‍‌‌​ ‌‌‌​​‍‌‌ ‌‍‍ ‌‍‌‌‌ ‍‌​‍‌‌​ ​ ‌​‌​​‍‌‌​ ​ ‌​‌​​‍‌‌​ ​‍​ ​‍‌‍​‍​ ‌‌‌‍‌‌‌‍​‍​ ‌​​ ​​‌‍‌​​ ​‌​ ‌‍​ ‌ ​ ‌ ‌‍​ ​‍‌‌​ ​‍​ ​‍​‍‌‌​ ‌‌‌​‌​​‍ ‍‌‍​ ‌‍‍​‌‍‍‌‌‍ ​‌‍‌​‌ ​‍‌‍‌‌‌‍ ‍​‍‌‌​ ‌‌‌​​‍‌‌ ‌‍‍ ‌‍‌‌‌ ‍‌​‍‌‌​ ​ ‌​‌​​‍‌‌​ ​ ‌​‌​​‍‌‌​ ​‍​ ​‍‌‍​‍​ ‌‍​ ‍​‌‍​‌‌‍​ ‌‍​‌​ ‌‌​ ​‌​ ‌‍​ ‌‍‌‍‌​‌‍‌‍​ ​‌​‍‌‌​ ​‍​ ​‍​‍‌‌​ ‌‌‌​‌​​‍ ‍‌ ‌​‌‍‌‌‌ ‍​‌ ‌​​‍‌‍‌ ​​‌‍‌‌‌ ​‍‌ ​ ‌ ​​‌‍‌‌‌‍​ ‌ ‌​‌‍‍‌‌ ‌‍‌‍‌‌​ ‌‌ ​​‌ ‌‌‌‍​‍‌‍ ​‌‍‍‌‌ ​ ‌‍‍​‌‍‌‌‌‍‌​​‍​‍‌ ‌
Fixing Atmospheric Nitrogen:​​​​‌ ‍ ​‍​‍‌‍ ‌ ​‍‌‍‍‌‌‍‌ ‌‍‍‌‌‍ ‍​‍​‍​ ‍‍​‍​‍‌ ​ ‌‍​‌‌‍ ‍‌‍‍‌‌ ‌​‌ ‍‌​‍ ‍‌‍‍‌‌‍ ​‍​‍​‍ ​​‍​‍‌‍‍​‌ ​‍‌‍‌‌‌‍‌‍​‍​‍​ ‍‍​‍​‍​‍ ‌ ​ ‌ ‌​‌ ‌‌‌‍‌​‌‍‍‌‌‍ ​‍ ‌‍‍‌‌‍ ‍‌ ‌​‌‍‌‌‌‍ ‍‌ ‌​​‍ ‌‍‌‌‌‍‌​‌‍‍‌‌ ‌​​‍ ‌‍ ‌‌‍ ‌‍‌​‌‍‌‌​ ‌‌ ​​‌ ​‍‌‍‌‌‌ ​ ‌‍‌‌‌‍ ‍‌ ‌​‌‍​‌‌ ‌​‌‍‍‌‌‍ ‌‍ ‍​ ‍ ‌‍‍‌‌‍‌​​ ‌‌ ​​‌‍ ‌ ​ ‌ ‌​​‍ ‍‌ ​ ‌‍​‌​‍ ‍‌‍‌‍‌ ‌‌‌ ‌​‌ ‌‌‌ ​‍‌‍‌‌​‍ ‌‌ ​​‌ ​‍‌‍ ‌‍ ‌‍‌‍‌‍‍‌‌‍ ‍‌‍‌ ​‍ ‌‌ ‌​‌‍‍​‌‍‌‌​‍ ‌‌‍‌‍‌‍ ‌‍ ‌‍‌​‌‍​ ‌‍‍​‌‍​‌‌‍‍‌‌‍ ‍​‍ ‌‌‍​‍‌‍ ‌‍ ‍‌ ‌​‌‍‌‌‌ ​‍‌‍​‌​‍ ‌‌ ‌​‌‍ ‌​‍ ‌‌‍ ​‌‍‌‌‌‍​‌‌‍‌​‌ ​ ​‍ ‌‌ ‌​‌‍‍​‌‍‌‌​‍ ‌‌‍​ ‌‍‍​‌‍​‌‌ ​‍‌‍‌ ‌‍‌‌​ ‍ ‌ ‌​‌ ‍‌‌ ​​‌‍‌‌​ ‌‌ ​​‌‍ ‌ ​ ‌ ‌​​ ‍ ‌ ​​‌‍​‌‌ ‌​‌‍‍​​ ‌‌‍​‍‌‍ ‌‍‌​‌ ‍‌​‍‌‌​ ‌‌‌​​‍‌‌ ‌‍‍ ‌‍‌‌‌ ‍‌​‍‌‌​ ​ ‌​‌​​‍‌‌​ ​ ‌​‌​​‍‌‌​ ​‍​ ​‍​ ‌‌‌‍​‌‌‍‌‍​ ‌ ‌‍​ ‌‍​ ​ ​ ​ ‌​‌‍‌​‌‍​‍‌‍​‌​ ‌ ​‍‌‌​ ​‍​ ​‍​‍‌‌​ ‌‌‌​‌​​‍ ‍‌‍​ ‌‍‍​‌‍‍‌‌‍ ​‌‍‌​‌ ​‍‌‍‌‌‌‍ ‍​‍‌‌​ ‌‌‌​​‍‌‌ ‌‍‍ ‌‍‌‌‌ ‍‌​‍‌‌​ ​ ‌​‌​​‍‌‌​ ​ ‌​‌​​‍‌‌​ ​‍​ ​‍​ ‌ ​ ‍​​ ‌‍​ ‌‍​ ​ ​ ‍‌​ ‌ ‌‍​‌​ ‌‌​ ​​​ ​‍‌‍‌‌​ ​​​‍‌‌​ ​‍​ ​‍​‍‌‌​ ‌‌‌​‌​​‍ ‍‌ ‌​‌‍‌‌‌ ‍​‌ ‌​​ ‌‍​‍‌‍​‌‌ ​ ‌‍‌‌‌‌‌‌‌ ​‍‌‍ ​​ ‌​‍‌‌​ ​‍‌​‌‍‌ ​ ‌ ‌​‌ ‌‌‌‍‌​‌‍‍‌‌‍ ​‍‌‍‌‍‍‌‌‍‌​​ ‌‌ ​​‌‍ ‌ ​ ‌ ‌​​‍ ‍‌ ​ ‌‍​‌​‍ ‍‌‍‌‍‌ ‌‌‌ ‌​‌ ‌‌‌ ​‍‌‍‌‌​‍ ‌‌ ​​‌ ​‍‌‍ ‌‍ ‌‍‌‍‌‍‍‌‌‍ ‍‌‍‌ ​‍ ‌‌ ‌​‌‍‍​‌‍‌‌​‍ ‌‌‍‌‍‌‍ ‌‍ ‌‍‌​‌‍​ ‌‍‍​‌‍​‌‌‍‍‌‌‍ ‍​‍ ‌‌‍​‍‌‍ ‌‍ ‍‌ ‌​‌‍‌‌‌ ​‍‌‍​‌​‍ ‌‌ ‌​‌‍ ‌​‍ ‌‌‍ ​‌‍‌‌‌‍​‌‌‍‌​‌ ​ ​‍ ‌‌ ‌​‌‍‍​‌‍‌‌​‍ ‌‌‍​ ‌‍‍​‌‍​‌‌ ​‍‌‍‌ ‌‍‌‌​‍‌‍‌ ‌​‌ ‍‌‌ ​​‌‍‌‌​ ‌‌ ​​‌‍ ‌ ​ ‌ ‌​​‍‌‍‌ ​​‌‍​‌‌ ‌​‌‍‍​​ ‌‌‍​‍‌‍ ‌‍‌​‌ ‍‌​‍‌‌​ ‌‌‌​​‍‌‌ ‌‍‍ ‌‍‌‌‌ ‍‌​‍‌‌​ ​ ‌​‌​​‍‌‌​ ​ ‌​‌​​‍‌‌​ ​‍​ ​‍​ ‌‌‌‍​‌‌‍‌‍​ ‌ ‌‍​ ‌‍​ ​ ​ ​ ‌​‌‍‌​‌‍​‍‌‍​‌​ ‌ ​‍‌‌​ ​‍​ ​‍​‍‌‌​ ‌‌‌​‌​​‍ ‍‌‍​ ‌‍‍​‌‍‍‌‌‍ ​‌‍‌​‌ ​‍‌‍‌‌‌‍ ‍​‍‌‌​ ‌‌‌​​‍‌‌ ‌‍‍ ‌‍‌‌‌ ‍‌​‍‌‌​ ​ ‌​‌​​‍‌‌​ ​ ‌​‌​​‍‌‌​ ​‍​ ​‍​ ‌ ​ ‍​​ ‌‍​ ‌‍​ ​ ​ ‍‌​ ‌ ‌‍​‌​ ‌‌​ ​​​ ​‍‌‍‌‌​ ​​​‍‌‌​ ​‍​ ​‍​‍‌‌​ ‌‌‌​‌​​‍ ‍‌ ‌​‌‍‌‌‌ ‍​‌ ‌​​‍‌‍‌ ​​‌‍‌‌‌ ​‍‌ ​ ‌ ​​‌‍‌‌‌‍​ ‌ ‌​‌‍‍‌‌ ‌‍‌‍‌‌​ ‌‌ ​​‌ ‌‌‌‍​‍‌‍ ​‌‍‍‌‌ ​ ‌‍‍​‌‍‌‌‌‍‌​​‍​‍‌ ‌ Bontera products harness the power of nitrogen-fixing microbes, reducing the need for synthetic nitrogen fertilizers and
mitigating their environmental impact.​​​​‌ ‍ ​‍​‍‌‍ ‌ ​‍‌‍‍‌‌‍‌ ‌‍‍‌‌‍ ‍​‍​‍​ ‍‍​‍​‍‌ ​ ‌‍​‌‌‍ ‍‌‍‍‌‌ ‌​‌ ‍‌​‍ ‍‌‍‍‌‌‍ ​‍​‍​‍ ​​‍​‍‌‍‍​‌ ​‍‌‍‌‌‌‍‌‍​‍​‍​ ‍‍​‍​‍​‍ ‌ ​ ‌ ‌​‌ ‌‌‌‍‌​‌‍‍‌‌‍ ​‍ ‌‍‍‌‌‍ ‍‌ ‌​‌‍‌‌‌‍ ‍‌ ‌​​‍ ‌‍‌‌‌‍‌​‌‍‍‌‌ ‌​​‍ ‌‍ ‌‌‍ ‌‍‌​‌‍‌‌​ ‌‌ ​​‌ ​‍‌‍‌‌‌ ​ ‌‍‌‌‌‍ ‍‌ ‌​‌‍​‌‌ ‌​‌‍‍‌‌‍ ‌‍ ‍​ ‍ ‌‍‍‌‌‍‌​​ ‌‌ ​​‌‍ ‌ ​ ‌ ‌​​‍ ‍‌ ​ ‌‍​‌​‍ ‍‌‍‌‍‌ ‌‌‌ ‌​‌ ‌‌‌ ​‍‌‍‌‌​‍ ‌‌ ​​‌ ​‍‌‍ ‌‍ ‌‍‌‍‌‍‍‌‌‍ ‍‌‍‌ ​‍ ‌‌ ‌​‌‍‍​‌‍‌‌​‍ ‌‌‍‌‍‌‍ ‌‍ ‌‍‌​‌‍​ ‌‍‍​‌‍​‌‌‍‍‌‌‍ ‍​‍ ‌‌‍​‍‌‍ ‌‍ ‍‌ ‌​‌‍‌‌‌ ​‍‌‍​‌​‍ ‌‌ ‌​‌‍ ‌​‍ ‌‌‍ ​‌‍‌‌‌‍​‌‌‍‌​‌ ​ ​‍ ‌‌ ‌​‌‍‍​‌‍‌‌​‍ ‌‌‍​ ‌‍‍​‌‍​‌‌ ​‍‌‍‌ ‌‍‌‌​ ‍ ‌ ‌​‌ ‍‌‌ ​​‌‍‌‌​ ‌‌ ​​‌‍ ‌ ​ ‌ ‌​​ ‍ ‌ ​​‌‍​‌‌ ‌​‌‍‍​​ ‌‌‍​‍‌‍ ‌‍‌​‌ ‍‌​‍‌‌​ ‌‌‌​​‍‌‌ ‌‍‍ ‌‍‌‌‌ ‍‌​‍‌‌​ ​ ‌​‌​​‍‌‌​ ​ ‌​‌​​‍‌‌​ ​‍​ ​‍​ ‌‌‌‍​‌‌‍‌‍​ ‌ ‌‍​ ‌‍​ ​ ​ ​ ‌​‌‍‌​‌‍​‍‌‍​‌​ ‌ ​‍‌‌​ ​‍​ ​‍​‍‌‌​ ‌‌‌​‌​​‍ ‍‌‍​ ‌‍‍​‌‍‍‌‌‍ ​‌‍‌​‌ ​‍‌‍‌‌‌‍ ‍​‍‌‌​ ‌‌‌​​‍‌‌ ‌‍‍ ‌‍‌‌‌ ‍‌​‍‌‌​ ​ ‌​‌​​‍‌‌​ ​ ‌​‌​​‍‌‌​ ​‍​ ​‍​ ‌ ​ ‍​​ ‌‍​ ‌‍​ ​ ​ ‍‌​ ‌ ‌‍​‌​ ‌‌​ ​​​ ​‍‌‍‌‌​ ​‌​‍‌‌​ ​‍​ ​‍​‍‌‌​ ‌‌‌​‌​​‍ ‍‌ ‌​‌‍‌‌‌ ‍​‌ ‌​​ ‌‍​‍‌‍​‌‌ ​ ‌‍‌‌‌‌‌‌‌ ​‍‌‍ ​​ ‌​‍‌‌​ ​‍‌​‌‍‌ ​ ‌ ‌​‌ ‌‌‌‍‌​‌‍‍‌‌‍ ​‍‌‍‌‍‍‌‌‍‌​​ ‌‌ ​​‌‍ ‌ ​ ‌ ‌​​‍ ‍‌ ​ ‌‍​‌​‍ ‍‌‍‌‍‌ ‌‌‌ ‌​‌ ‌‌‌ ​‍‌‍‌‌​‍ ‌‌ ​​‌ ​‍‌‍ ‌‍ ‌‍‌‍‌‍‍‌‌‍ ‍‌‍‌ ​‍ ‌‌ ‌​‌‍‍​‌‍‌‌​‍ ‌‌‍‌‍‌‍ ‌‍ ‌‍‌​‌‍​ ‌‍‍​‌‍​‌‌‍‍‌‌‍ ‍​‍ ‌‌‍​‍‌‍ ‌‍ ‍‌ ‌​‌‍‌‌‌ ​‍‌‍​‌​‍ ‌‌ ‌​‌‍ ‌​‍ ‌‌‍ ​‌‍‌‌‌‍​‌‌‍‌​‌ ​ ​‍ ‌‌ ‌​‌‍‍​‌‍‌‌​‍ ‌‌‍​ ‌‍‍​‌‍​‌‌ ​‍‌‍‌ ‌‍‌‌​‍‌‍‌ ‌​‌ ‍‌‌ ​​‌‍‌‌​ ‌‌ ​​‌‍ ‌ ​ ‌ ‌​​‍‌‍‌ ​​‌‍​‌‌ ‌​‌‍‍​​ ‌‌‍​‍‌‍ ‌‍‌​‌ ‍‌​‍‌‌​ ‌‌‌​​‍‌‌ ‌‍‍ ‌‍‌‌‌ ‍‌​‍‌‌​ ​ ‌​‌​​‍‌‌​ ​ ‌​‌​​‍‌‌​ ​‍​ ​‍​ ‌‌‌‍​‌‌‍‌‍​ ‌ ‌‍​ ‌‍​ ​ ​ ​ ‌​‌‍‌​‌‍​‍‌‍​‌​ ‌ ​‍‌‌​ ​‍​ ​‍​‍‌‌​ ‌‌‌​‌​​‍ ‍‌‍​ ‌‍‍​‌‍‍‌‌‍ ​‌‍‌​‌ ​‍‌‍‌‌‌‍ ‍​‍‌‌​ ‌‌‌​​‍‌‌ ‌‍‍ ‌‍‌‌‌ ‍‌​‍‌‌​ ​ ‌​‌​​‍‌‌​ ​ ‌​‌​​‍‌‌​ ​‍​ ​‍​ ‌ ​ ‍​​ ‌‍​ ‌‍​ ​ ​ ‍‌​ ‌ ‌‍​‌​ ‌‌​ ​​​ ​‍‌‍‌‌​ ​‌​‍‌‌​ ​‍​ ​‍​‍‌‌​ ‌‌‌​‌​​‍ ‍‌ ‌​‌‍‌‌‌ ‍​‌ ‌​​‍‌‍‌ ​​‌‍‌‌‌ ​‍‌ ​ ‌ ​​‌‍‌‌‌‍​ ‌ ‌​‌‍‍‌‌ ‌‍‌‍‌‌​ ‌‌ ​​‌ ‌‌‌‍​‍‌‍ ​‌‍‍‌‌ ​ ‌‍‍​‌‍‌‌‌‍‌​​‍​‍‌ ‌
Solubilizing Phosphorus and Potassium:​​​​‌ ‍ ​‍​‍‌‍ ‌ ​‍‌‍‍‌‌‍‌ ‌‍‍‌‌‍ ‍​‍​‍​ ‍‍​‍​‍‌ ​ ‌‍​‌‌‍ ‍‌‍‍‌‌ ‌​‌ ‍‌​‍ ‍‌‍‍‌‌‍ ​‍​‍​‍ ​​‍​‍‌‍‍​‌ ​‍‌‍‌‌‌‍‌‍​‍​‍​ ‍‍​‍​‍​‍ ‌ ​ ‌ ‌​‌ ‌‌‌‍‌​‌‍‍‌‌‍ ​‍ ‌‍‍‌‌‍ ‍‌ ‌​‌‍‌‌‌‍ ‍‌ ‌​​‍ ‌‍‌‌‌‍‌​‌‍‍‌‌ ‌​​‍ ‌‍ ‌‌‍ ‌‍‌​‌‍‌‌​ ‌‌ ​​‌ ​‍‌‍‌‌‌ ​ ‌‍‌‌‌‍ ‍‌ ‌​‌‍​‌‌ ‌​‌‍‍‌‌‍ ‌‍ ‍​ ‍ ‌‍‍‌‌‍‌​​ ‌‌ ​​‌‍ ‌ ​ ‌ ‌​​‍ ‍‌ ​ ‌‍​‌​‍ ‍‌‍‌‍‌ ‌‌‌ ‌​‌ ‌‌‌ ​‍‌‍‌‌​‍ ‌‌ ​​‌ ​‍‌‍ ‌‍ ‌‍‌‍‌‍‍‌‌‍ ‍‌‍‌ ​‍ ‌‌ ‌​‌‍‍​‌‍‌‌​‍ ‌‌‍‌‍‌‍ ‌‍ ‌‍‌​‌‍​ ‌‍‍​‌‍​‌‌‍‍‌‌‍ ‍​‍ ‌‌‍​‍‌‍ ‌‍ ‍‌ ‌​‌‍‌‌‌ ​‍‌‍​‌​‍ ‌‌ ‌​‌‍ ‌​‍ ‌‌‍ ​‌‍‌‌‌‍​‌‌‍‌​‌ ​ ​‍ ‌‌ ‌​‌‍‍​‌‍‌‌​‍ ‌‌‍​ ‌‍‍​‌‍​‌‌ ​‍‌‍‌ ‌‍‌‌​ ‍ ‌ ‌​‌ ‍‌‌ ​​‌‍‌‌​ ‌‌ ​​‌‍ ‌ ​ ‌ ‌​​ ‍ ‌ ​​‌‍​‌‌ ‌​‌‍‍​​ ‌‌‍​‍‌‍ ‌‍‌​‌ ‍‌​‍‌‌​ ‌‌‌​​‍‌‌ ‌‍‍ ‌‍‌‌‌ ‍‌​‍‌‌​ ​ ‌​‌​​‍‌‌​ ​ ‌​‌​​‍‌‌​ ​‍​ ​‍‌‍‌‌​ ‍‌‌‍​ ​ ​ ‌‍‌​​ ‌‍‌‍​ ​ ‌​​ ‌‍‌‍‌‌‌‍​‍​ ​‌​‍‌‌​ ​‍​ ​‍​‍‌‌​ ‌‌‌​‌​​‍ ‍‌‍​ ‌‍‍​‌‍‍‌‌‍ ​‌‍‌​‌ ​‍‌‍‌‌‌‍ ‍​‍‌‌​ ‌‌‌​​‍‌‌ ‌‍‍ ‌‍‌‌‌ ‍‌​‍‌‌​ ​ ‌​‌​​‍‌‌​ ​ ‌​‌​​‍‌‌​ ​‍​ ​‍​ ‌ ‌‍‌​‌‍‌​​ ‌​​ ​‍‌‍‌‌​ ​ ​ ‍‌‌‍‌‍‌‍‌‌‌‍‌‌​ ‌ ​ ​​​‍‌‌​ ​‍​ ​‍​‍‌‌​ ‌‌‌​‌​​‍ ‍‌ ‌​‌‍‌‌‌ ‍​‌ ‌​​ ‌‍​‍‌‍​‌‌ ​ ‌‍‌‌‌‌‌‌‌ ​‍‌‍ ​​ ‌​‍‌‌​ ​‍‌​‌‍‌ ​ ‌ ‌​‌ ‌‌‌‍‌​‌‍‍‌‌‍ ​‍‌‍‌‍‍‌‌‍‌​​ ‌‌ ​​‌‍ ‌ ​ ‌ ‌​​‍ ‍‌ ​ ‌‍​‌​‍ ‍‌‍‌‍‌ ‌‌‌ ‌​‌ ‌‌‌ ​‍‌‍‌‌​‍ ‌‌ ​​‌ ​‍‌‍ ‌‍ ‌‍‌‍‌‍‍‌‌‍ ‍‌‍‌ ​‍ ‌‌ ‌​‌‍‍​‌‍‌‌​‍ ‌‌‍‌‍‌‍ ‌‍ ‌‍‌​‌‍​ ‌‍‍​‌‍​‌‌‍‍‌‌‍ ‍​‍ ‌‌‍​‍‌‍ ‌‍ ‍‌ ‌​‌‍‌‌‌ ​‍‌‍​‌​‍ ‌‌ ‌​‌‍ ‌​‍ ‌‌‍ ​‌‍‌‌‌‍​‌‌‍‌​‌ ​ ​‍ ‌‌ ‌​‌‍‍​‌‍‌‌​‍ ‌‌‍​ ‌‍‍​‌‍​‌‌ ​‍‌‍‌ ‌‍‌‌​‍‌‍‌ ‌​‌ ‍‌‌ ​​‌‍‌‌​ ‌‌ ​​‌‍ ‌ ​ ‌ ‌​​‍‌‍‌ ​​‌‍​‌‌ ‌​‌‍‍​​ ‌‌‍​‍‌‍ ‌‍‌​‌ ‍‌​‍‌‌​ ‌‌‌​​‍‌‌ ‌‍‍ ‌‍‌‌‌ ‍‌​‍‌‌​ ​ ‌​‌​​‍‌‌​ ​ ‌​‌​​‍‌‌​ ​‍​ ​‍‌‍‌‌​ ‍‌‌‍​ ​ ​ ‌‍‌​​ ‌‍‌‍​ ​ ‌​​ ‌‍‌‍‌‌‌‍​‍​ ​‌​‍‌‌​ ​‍​ ​‍​‍‌‌​ ‌‌‌​‌​​‍ ‍‌‍​ ‌‍‍​‌‍‍‌‌‍ ​‌‍‌​‌ ​‍‌‍‌‌‌‍ ‍​‍‌‌​ ‌‌‌​​‍‌‌ ‌‍‍ ‌‍‌‌‌ ‍‌​‍‌‌​ ​ ‌​‌​​‍‌‌​ ​ ‌​‌​​‍‌‌​ ​‍​ ​‍​ ‌ ‌‍‌​‌‍‌​​ ‌​​ ​‍‌‍‌‌​ ​ ​ ‍‌‌‍‌‍‌‍‌‌‌‍‌‌​ ‌ ​ ​​​‍‌‌​ ​‍​ ​‍​‍‌‌​ ‌‌‌​‌​​‍ ‍‌ ‌​‌‍‌‌‌ ‍​‌ ‌​​‍‌‍‌ ​​‌‍‌‌‌ ​‍‌ ​ ‌ ​​‌‍‌‌‌‍​ ‌ ‌​‌‍‍‌‌ ‌‍‌‍‌‌​ ‌‌ ​​‌ ‌‌‌‍​‍‌‍ ​‌‍‍‌‌ ​ ‌‍‍​‌‍‌‌‌‍‌​​‍​‍‌ ‌ Bontera products enable plants to efficiently access essential nutrients, promoting robust growth.​​​​‌ ‍ ​‍​‍‌‍ ‌ ​‍‌‍‍‌‌‍‌ ‌‍‍‌‌‍ ‍​‍​‍​ ‍‍​‍​‍‌ ​ ‌‍​‌‌‍ ‍‌‍‍‌‌ ‌​‌ ‍‌​‍ ‍‌‍‍‌‌‍ ​‍​‍​‍ ​​‍​‍‌‍‍​‌ ​‍‌‍‌‌‌‍‌‍​‍​‍​ ‍‍​‍​‍​‍ ‌ ​ ‌ ‌​‌ ‌‌‌‍‌​‌‍‍‌‌‍ ​‍ ‌‍‍‌‌‍ ‍‌ ‌​‌‍‌‌‌‍ ‍‌ ‌​​‍ ‌‍‌‌‌‍‌​‌‍‍‌‌ ‌​​‍ ‌‍ ‌‌‍ ‌‍‌​‌‍‌‌​ ‌‌ ​​‌ ​‍‌‍‌‌‌ ​ ‌‍‌‌‌‍ ‍‌ ‌​‌‍​‌‌ ‌​‌‍‍‌‌‍ ‌‍ ‍​ ‍ ‌‍‍‌‌‍‌​​ ‌‌ ​​‌‍ ‌ ​ ‌ ‌​​‍ ‍‌ ​ ‌‍​‌​‍ ‍‌‍‌‍‌ ‌‌‌ ‌​‌ ‌‌‌ ​‍‌‍‌‌​‍ ‌‌ ​​‌ ​‍‌‍ ‌‍ ‌‍‌‍‌‍‍‌‌‍ ‍‌‍‌ ​‍ ‌‌ ‌​‌‍‍​‌‍‌‌​‍ ‌‌‍‌‍‌‍ ‌‍ ‌‍‌​‌‍​ ‌‍‍​‌‍​‌‌‍‍‌‌‍ ‍​‍ ‌‌‍​‍‌‍ ‌‍ ‍‌ ‌​‌‍‌‌‌ ​‍‌‍​‌​‍ ‌‌ ‌​‌‍ ‌​‍ ‌‌‍ ​‌‍‌‌‌‍​‌‌‍‌​‌ ​ ​‍ ‌‌ ‌​‌‍‍​‌‍‌‌​‍ ‌‌‍​ ‌‍‍​‌‍​‌‌ ​‍‌‍‌ ‌‍‌‌​ ‍ ‌ ‌​‌ ‍‌‌ ​​‌‍‌‌​ ‌‌ ​​‌‍ ‌ ​ ‌ ‌​​ ‍ ‌ ​​‌‍​‌‌ ‌​‌‍‍​​ ‌‌‍​‍‌‍ ‌‍‌​‌ ‍‌​‍‌‌​ ‌‌‌​​‍‌‌ ‌‍‍ ‌‍‌‌‌ ‍‌​‍‌‌​ ​ ‌​‌​​‍‌‌​ ​ ‌​‌​​‍‌‌​ ​‍​ ​‍‌‍‌‌​ ‍‌‌‍​ ​ ​ ‌‍‌​​ ‌‍‌‍​ ​ ‌​​ ‌‍‌‍‌‌‌‍​‍​ ​‌​‍‌‌​ ​‍​ ​‍​‍‌‌​ ‌‌‌​‌​​‍ ‍‌‍​ ‌‍‍​‌‍‍‌‌‍ ​‌‍‌​‌ ​‍‌‍‌‌‌‍ ‍​‍‌‌​ ‌‌‌​​‍‌‌ ‌‍‍ ‌‍‌‌‌ ‍‌​‍‌‌​ ​ ‌​‌​​‍‌‌​ ​ ‌​‌​​‍‌‌​ ​‍​ ​‍​ ‌ ‌‍‌​‌‍‌​​ ‌​​ ​‍‌‍‌‌​ ​ ​ ‍‌‌‍‌‍‌‍‌‌‌‍‌‌​ ‌ ​ ​‌​‍‌‌​ ​‍​ ​‍​‍‌‌​ ‌‌‌​‌​​‍ ‍‌ ‌​‌‍‌‌‌ ‍​‌ ‌​​ ‌‍​‍‌‍​‌‌ ​ ‌‍‌‌‌‌‌‌‌ ​‍‌‍ ​​ ‌​‍‌‌​ ​‍‌​‌‍‌ ​ ‌ ‌​‌ ‌‌‌‍‌​‌‍‍‌‌‍ ​‍‌‍‌‍‍‌‌‍‌​​ ‌‌ ​​‌‍ ‌ ​ ‌ ‌​​‍ ‍‌ ​ ‌‍​‌​‍ ‍‌‍‌‍‌ ‌‌‌ ‌​‌ ‌‌‌ ​‍‌‍‌‌​‍ ‌‌ ​​‌ ​‍‌‍ ‌‍ ‌‍‌‍‌‍‍‌‌‍ ‍‌‍‌ ​‍ ‌‌ ‌​‌‍‍​‌‍‌‌​‍ ‌‌‍‌‍‌‍ ‌‍ ‌‍‌​‌‍​ ‌‍‍​‌‍​‌‌‍‍‌‌‍ ‍​‍ ‌‌‍​‍‌‍ ‌‍ ‍‌ ‌​‌‍‌‌‌ ​‍‌‍​‌​‍ ‌‌ ‌​‌‍ ‌​‍ ‌‌‍ ​‌‍‌‌‌‍​‌‌‍‌​‌ ​ ​‍ ‌‌ ‌​‌‍‍​‌‍‌‌​‍ ‌‌‍​ ‌‍‍​‌‍​‌‌ ​‍‌‍‌ ‌‍‌‌​‍‌‍‌ ‌​‌ ‍‌‌ ​​‌‍‌‌​ ‌‌ ​​‌‍ ‌ ​ ‌ ‌​​‍‌‍‌ ​​‌‍​‌‌ ‌​‌‍‍​​ ‌‌‍​‍‌‍ ‌‍‌​‌ ‍‌​‍‌‌​ ‌‌‌​​‍‌‌ ‌‍‍ ‌‍‌‌‌ ‍‌​‍‌‌​ ​ ‌​‌​​‍‌‌​ ​ ‌​‌​​‍‌‌​ ​‍​ ​‍‌‍‌‌​ ‍‌‌‍​ ​ ​ ‌‍‌​​ ‌‍‌‍​ ​ ‌​​ ‌‍‌‍‌‌‌‍​‍​ ​‌​‍‌‌​ ​‍​ ​‍​‍‌‌​ ‌‌‌​‌​​‍ ‍‌‍​ ‌‍‍​‌‍‍‌‌‍ ​‌‍‌​‌ ​‍‌‍‌‌‌‍ ‍​‍‌‌​ ‌‌‌​​‍‌‌ ‌‍‍ ‌‍‌‌‌ ‍‌​‍‌‌​ ​ ‌​‌​​‍‌‌​ ​ ‌​‌​​‍‌‌​ ​‍​ ​‍​ ‌ ‌‍‌​‌‍‌​​ ‌​​ ​‍‌‍‌‌​ ​ ​ ‍‌‌‍‌‍‌‍‌‌‌‍‌‌​ ‌ ​ ​‌​‍‌‌​ ​‍​ ​‍​‍‌‌​ ‌‌‌​‌​​‍ ‍‌ ‌​‌‍‌‌‌ ‍​‌ ‌​​‍‌‍‌ ​​‌‍‌‌‌ ​‍‌ ​ ‌ ​​‌‍‌‌‌‍​ ‌ ‌​‌‍‍‌‌ ‌‍‌‍‌‌​ ‌‌ ​​‌ ‌‌‌‍​‍‌‍ ​‌‍‍‌‌ ​ ‌‍‍​‌‍‌‌‌‍‌​​‍​‍‌ ‌
Enhancing Nutrient Uptake:​​​​‌ ‍ ​‍​‍‌‍ ‌ ​‍‌‍‍‌‌‍‌ ‌‍‍‌‌‍ ‍​‍​‍​ ‍‍​‍​‍‌ ​ ‌‍​‌‌‍ ‍‌‍‍‌‌ ‌​‌ ‍‌​‍ ‍‌‍‍‌‌‍ ​‍​‍​‍ ​​‍​‍‌‍‍​‌ ​‍‌‍‌‌‌‍‌‍​‍​‍​ ‍‍​‍​‍​‍ ‌ ​ ‌ ‌​‌ ‌‌‌‍‌​‌‍‍‌‌‍ ​‍ ‌‍‍‌‌‍ ‍‌ ‌​‌‍‌‌‌‍ ‍‌ ‌​​‍ ‌‍‌‌‌‍‌​‌‍‍‌‌ ‌​​‍ ‌‍ ‌‌‍ ‌‍‌​‌‍‌‌​ ‌‌ ​​‌ ​‍‌‍‌‌‌ ​ ‌‍‌‌‌‍ ‍‌ ‌​‌‍​‌‌ ‌​‌‍‍‌‌‍ ‌‍ ‍​ ‍ ‌‍‍‌‌‍‌​​ ‌‌ ​​‌‍ ‌ ​ ‌ ‌​​‍ ‍‌ ​ ‌‍​‌​‍ ‍‌‍‌‍‌ ‌‌‌ ‌​‌ ‌‌‌ ​‍‌‍‌‌​‍ ‌‌ ​​‌ ​‍‌‍ ‌‍ ‌‍‌‍‌‍‍‌‌‍ ‍‌‍‌ ​‍ ‌‌ ‌​‌‍‍​‌‍‌‌​‍ ‌‌‍‌‍‌‍ ‌‍ ‌‍‌​‌‍​ ‌‍‍​‌‍​‌‌‍‍‌‌‍ ‍​‍ ‌‌‍​‍‌‍ ‌‍ ‍‌ ‌​‌‍‌‌‌ ​‍‌‍​‌​‍ ‌‌ ‌​‌‍ ‌​‍ ‌‌‍ ​‌‍‌‌‌‍​‌‌‍‌​‌ ​ ​‍ ‌‌ ‌​‌‍‍​‌‍‌‌​‍ ‌‌‍​ ‌‍‍​‌‍​‌‌ ​‍‌‍‌ ‌‍‌‌​ ‍ ‌ ‌​‌ ‍‌‌ ​​‌‍‌‌​ ‌‌ ​​‌‍ ‌ ​ ‌ ‌​​ ‍ ‌ ​​‌‍​‌‌ ‌​‌‍‍​​ ‌‌‍​‍‌‍ ‌‍‌​‌ ‍‌​‍‌‌​ ‌‌‌​​‍‌‌ ‌‍‍ ‌‍‌‌‌ ‍‌​‍‌‌​ ​ ‌​‌​​‍‌‌​ ​ ‌​‌​​‍‌‌​ ​‍​ ​‍​ ​​​ ‍‌​ ​​​ ‌ ​ ​ ​ ‍‌‌‍​‌​ ​ ​ ‌​​ ‌​​ ​‌‌‍​‍​‍‌‌​ ​‍​ ​‍​‍‌‌​ ‌‌‌​‌​​‍ ‍‌‍​ ‌‍‍​‌‍‍‌‌‍ ​‌‍‌​‌ ​‍‌‍‌‌‌‍ ‍​‍‌‌​ ‌‌‌​​‍‌‌ ‌‍‍ ‌‍‌‌‌ ‍‌​‍‌‌​ ​ ‌​‌​​‍‌‌​ ​ ‌​‌​​‍‌‌​ ​‍​ ​‍‌‍‌‌​ ​ ‌‍​ ​ ​‌‌‍​ ​ ​‌​ ​‌​ ‌​​ ​‍​ ​ ​ ​​​ ​ ​ ​​​‍‌‌​ ​‍​ ​‍​‍‌‌​ ‌‌‌​‌​​‍ ‍‌ ‌​‌‍‌‌‌ ‍​‌ ‌​​ ‌‍​‍‌‍​‌‌ ​ ‌‍‌‌‌‌‌‌‌ ​‍‌‍ ​​ ‌​‍‌‌​ ​‍‌​‌‍‌ ​ ‌ ‌​‌ ‌‌‌‍‌​‌‍‍‌‌‍ ​‍‌‍‌‍‍‌‌‍‌​​ ‌‌ ​​‌‍ ‌ ​ ‌ ‌​​‍ ‍‌ ​ ‌‍​‌​‍ ‍‌‍‌‍‌ ‌‌‌ ‌​‌ ‌‌‌ ​‍‌‍‌‌​‍ ‌‌ ​​‌ ​‍‌‍ ‌‍ ‌‍‌‍‌‍‍‌‌‍ ‍‌‍‌ ​‍ ‌‌ ‌​‌‍‍​‌‍‌‌​‍ ‌‌‍‌‍‌‍ ‌‍ ‌‍‌​‌‍​ ‌‍‍​‌‍​‌‌‍‍‌‌‍ ‍​‍ ‌‌‍​‍‌‍ ‌‍ ‍‌ ‌​‌‍‌‌‌ ​‍‌‍​‌​‍ ‌‌ ‌​‌‍ ‌​‍ ‌‌‍ ​‌‍‌‌‌‍​‌‌‍‌​‌ ​ ​‍ ‌‌ ‌​‌‍‍​‌‍‌‌​‍ ‌‌‍​ ‌‍‍​‌‍​‌‌ ​‍‌‍‌ ‌‍‌‌​‍‌‍‌ ‌​‌ ‍‌‌ ​​‌‍‌‌​ ‌‌ ​​‌‍ ‌ ​ ‌ ‌​​‍‌‍‌ ​​‌‍​‌‌ ‌​‌‍‍​​ ‌‌‍​‍‌‍ ‌‍‌​‌ ‍‌​‍‌‌​ ‌‌‌​​‍‌‌ ‌‍‍ ‌‍‌‌‌ ‍‌​‍‌‌​ ​ ‌​‌​​‍‌‌​ ​ ‌​‌​​‍‌‌​ ​‍​ ​‍​ ​​​ ‍‌​ ​​​ ‌ ​ ​ ​ ‍‌‌‍​‌​ ​ ​ ‌​​ ‌​​ ​‌‌‍​‍​‍‌‌​ ​‍​ ​‍​‍‌‌​ ‌‌‌​‌​​‍ ‍‌‍​ ‌‍‍​‌‍‍‌‌‍ ​‌‍‌​‌ ​‍‌‍‌‌‌‍ ‍​‍‌‌​ ‌‌‌​​‍‌‌ ‌‍‍ ‌‍‌‌‌ ‍‌​‍‌‌​ ​ ‌​‌​​‍‌‌​ ​ ‌​‌​​‍‌‌​ ​‍​ ​‍‌‍‌‌​ ​ ‌‍​ ​ ​‌‌‍​ ​ ​‌​ ​‌​ ‌​​ ​‍​ ​ ​ ​​​ ​ ​ ​​​‍‌‌​ ​‍​ ​‍​‍‌‌​ ‌‌‌​‌​​‍ ‍‌ ‌​‌‍‌‌‌ ‍​‌ ‌​​‍‌‍‌ ​​‌‍‌‌‌ ​‍‌ ​ ‌ ​​‌‍‌‌‌‍​ ‌ ‌​‌‍‍‌‌ ‌‍‌‍‌‌​ ‌‌ ​​‌ ‌‌‌‍​‍‌‍ ​‌‍‍‌‌ ​ ‌‍‍​‌‍‌‌‌‍‌​​‍​‍‌ ‌ Bontera products improve nutrient uptake by plants, leading to healthier crops and higher yields.​​​​‌ ‍ ​‍​‍‌‍ ‌ ​‍‌‍‍‌‌‍‌ ‌‍‍‌‌‍ ‍​‍​‍​ ‍‍​‍​‍‌ ​ ‌‍​‌‌‍ ‍‌‍‍‌‌ ‌​‌ ‍‌​‍ ‍‌‍‍‌‌‍ ​‍​‍​‍ ​​‍​‍‌‍‍​‌ ​‍‌‍‌‌‌‍‌‍​‍​‍​ ‍‍​‍​‍​‍ ‌ ​ ‌ ‌​‌ ‌‌‌‍‌​‌‍‍‌‌‍ ​‍ ‌‍‍‌‌‍ ‍‌ ‌​‌‍‌‌‌‍ ‍‌ ‌​​‍ ‌‍‌‌‌‍‌​‌‍‍‌‌ ‌​​‍ ‌‍ ‌‌‍ ‌‍‌​‌‍‌‌​ ‌‌ ​​‌ ​‍‌‍‌‌‌ ​ ‌‍‌‌‌‍ ‍‌ ‌​‌‍​‌‌ ‌​‌‍‍‌‌‍ ‌‍ ‍​ ‍ ‌‍‍‌‌‍‌​​ ‌‌ ​​‌‍ ‌ ​ ‌ ‌​​‍ ‍‌ ​ ‌‍​‌​‍ ‍‌‍‌‍‌ ‌‌‌ ‌​‌ ‌‌‌ ​‍‌‍‌‌​‍ ‌‌ ​​‌ ​‍‌‍ ‌‍ ‌‍‌‍‌‍‍‌‌‍ ‍‌‍‌ ​‍ ‌‌ ‌​‌‍‍​‌‍‌‌​‍ ‌‌‍‌‍‌‍ ‌‍ ‌‍‌​‌‍​ ‌‍‍​‌‍​‌‌‍‍‌‌‍ ‍​‍ ‌‌‍​‍‌‍ ‌‍ ‍‌ ‌​‌‍‌‌‌ ​‍‌‍​‌​‍ ‌‌ ‌​‌‍ ‌​‍ ‌‌‍ ​‌‍‌‌‌‍​‌‌‍‌​‌ ​ ​‍ ‌‌ ‌​‌‍‍​‌‍‌‌​‍ ‌‌‍​ ‌‍‍​‌‍​‌‌ ​‍‌‍‌ ‌‍‌‌​ ‍ ‌ ‌​‌ ‍‌‌ ​​‌‍‌‌​ ‌‌ ​​‌‍ ‌ ​ ‌ ‌​​ ‍ ‌ ​​‌‍​‌‌ ‌​‌‍‍​​ ‌‌‍​‍‌‍ ‌‍‌​‌ ‍‌​‍‌‌​ ‌‌‌​​‍‌‌ ‌‍‍ ‌‍‌‌‌ ‍‌​‍‌‌​ ​ ‌​‌​​‍‌‌​ ​ ‌​‌​​‍‌‌​ ​‍​ ​‍​ ​​​ ‍‌​ ​​​ ‌ ​ ​ ​ ‍‌‌‍​‌​ ​ ​ ‌​​ ‌​​ ​‌‌‍​‍​‍‌‌​ ​‍​ ​‍​‍‌‌​ ‌‌‌​‌​​‍ ‍‌‍​ ‌‍‍​‌‍‍‌‌‍ ​‌‍‌​‌ ​‍‌‍‌‌‌‍ ‍​‍‌‌​ ‌‌‌​​‍‌‌ ‌‍‍ ‌‍‌‌‌ ‍‌​‍‌‌​ ​ ‌​‌​​‍‌‌​ ​ ‌​‌​​‍‌‌​ ​‍​ ​‍‌‍‌‌​ ​ ‌‍​ ​ ​‌‌‍​ ​ ​‌​ ​‌​ ‌​​ ​‍​ ​ ​ ​​​ ​ ​ ​‌​‍‌‌​ ​‍​ ​‍​‍‌‌​ ‌‌‌​‌​​‍ ‍‌ ‌​‌‍‌‌‌ ‍​‌ ‌​​ ‌‍​‍‌‍​‌‌ ​ ‌‍‌‌‌‌‌‌‌ ​‍‌‍ ​​ ‌​‍‌‌​ ​‍‌​‌‍‌ ​ ‌ ‌​‌ ‌‌‌‍‌​‌‍‍‌‌‍ ​‍‌‍‌‍‍‌‌‍‌​​ ‌‌ ​​‌‍ ‌ ​ ‌ ‌​​‍ ‍‌ ​ ‌‍​‌​‍ ‍‌‍‌‍‌ ‌‌‌ ‌​‌ ‌‌‌ ​‍‌‍‌‌​‍ ‌‌ ​​‌ ​‍‌‍ ‌‍ ‌‍‌‍‌‍‍‌‌‍ ‍‌‍‌ ​‍ ‌‌ ‌​‌‍‍​‌‍‌‌​‍ ‌‌‍‌‍‌‍ ‌‍ ‌‍‌​‌‍​ ‌‍‍​‌‍​‌‌‍‍‌‌‍ ‍​‍ ‌‌‍​‍‌‍ ‌‍ ‍‌ ‌​‌‍‌‌‌ ​‍‌‍​‌​‍ ‌‌ ‌​‌‍ ‌​‍ ‌‌‍ ​‌‍‌‌‌‍​‌‌‍‌​‌ ​ ​‍ ‌‌ ‌​‌‍‍​‌‍‌‌​‍ ‌‌‍​ ‌‍‍​‌‍​‌‌ ​‍‌‍‌ ‌‍‌‌​‍‌‍‌ ‌​‌ ‍‌‌ ​​‌‍‌‌​ ‌‌ ​​‌‍ ‌ ​ ‌ ‌​​‍‌‍‌ ​​‌‍​‌‌ ‌​‌‍‍​​ ‌‌‍​‍‌‍ ‌‍‌​‌ ‍‌​‍‌‌​ ‌‌‌​​‍‌‌ ‌‍‍ ‌‍‌‌‌ ‍‌​‍‌‌​ ​ ‌​‌​​‍‌‌​ ​ ‌​‌​​‍‌‌​ ​‍​ ​‍​ ​​​ ‍‌​ ​​​ ‌ ​ ​ ​ ‍‌‌‍​‌​ ​ ​ ‌​​ ‌​​ ​‌‌‍​‍​‍‌‌​ ​‍​ ​‍​‍‌‌​ ‌‌‌​‌​​‍ ‍‌‍​ ‌‍‍​‌‍‍‌‌‍ ​‌‍‌​‌ ​‍‌‍‌‌‌‍ ‍​‍‌‌​ ‌‌‌​​‍‌‌ ‌‍‍ ‌‍‌‌‌ ‍‌​‍‌‌​ ​ ‌​‌​​‍‌‌​ ​ ‌​‌​​‍‌‌​ ​‍​ ​‍‌‍‌‌​ ​ ‌‍​ ​ ​‌‌‍​ ​ ​‌​ ​‌​ ‌​​ ​‍​ ​ ​ ​​​ ​ ​ ​‌​‍‌‌​ ​‍​ ​‍​‍‌‌​ ‌‌‌​‌​​‍ ‍‌ ‌​‌‍‌‌‌ ‍​‌ ‌​​‍‌‍‌ ​​‌‍‌‌‌ ​‍‌ ​ ‌ ​​‌‍‌‌‌‍​ ‌ ‌​‌‍‍‌‌ ‌‍‌‍‌‌​ ‌‌ ​​‌ ‌‌‌‍​‍‌‍ ​‌‍‍‌‌ ​ ‌‍‍​‌‍‌‌‌‍‌​​‍​‍‌ ‌
Protecting Against Disease:​​​​‌ ‍ ​‍​‍‌‍ ‌ ​‍‌‍‍‌‌‍‌ ‌‍‍‌‌‍ ‍​‍​‍​ ‍‍​‍​‍‌ ​ ‌‍​‌‌‍ ‍‌‍‍‌‌ ‌​‌ ‍‌​‍ ‍‌‍‍‌‌‍ ​‍​‍​‍ ​​‍​‍‌‍‍​‌ ​‍‌‍‌‌‌‍‌‍​‍​‍​ ‍‍​‍​‍​‍ ‌ ​ ‌ ‌​‌ ‌‌‌‍‌​‌‍‍‌‌‍ ​‍ ‌‍‍‌‌‍ ‍‌ ‌​‌‍‌‌‌‍ ‍‌ ‌​​‍ ‌‍‌‌‌‍‌​‌‍‍‌‌ ‌​​‍ ‌‍ ‌‌‍ ‌‍‌​‌‍‌‌​ ‌‌ ​​‌ ​‍‌‍‌‌‌ ​ ‌‍‌‌‌‍ ‍‌ ‌​‌‍​‌‌ ‌​‌‍‍‌‌‍ ‌‍ ‍​ ‍ ‌‍‍‌‌‍‌​​ ‌‌ ​​‌‍ ‌ ​ ‌ ‌​​‍ ‍‌ ​ ‌‍​‌​‍ ‍‌‍‌‍‌ ‌‌‌ ‌​‌ ‌‌‌ ​‍‌‍‌‌​‍ ‌‌ ​​‌ ​‍‌‍ ‌‍ ‌‍‌‍‌‍‍‌‌‍ ‍‌‍‌ ​‍ ‌‌ ‌​‌‍‍​‌‍‌‌​‍ ‌‌‍‌‍‌‍ ‌‍ ‌‍‌​‌‍​ ‌‍‍​‌‍​‌‌‍‍‌‌‍ ‍​‍ ‌‌‍​‍‌‍ ‌‍ ‍‌ ‌​‌‍‌‌‌ ​‍‌‍​‌​‍ ‌‌ ‌​‌‍ ‌​‍ ‌‌‍ ​‌‍‌‌‌‍​‌‌‍‌​‌ ​ ​‍ ‌‌ ‌​‌‍‍​‌‍‌‌​‍ ‌‌‍​ ‌‍‍​‌‍​‌‌ ​‍‌‍‌ ‌‍‌‌​ ‍ ‌ ‌​‌ ‍‌‌ ​​‌‍‌‌​ ‌‌ ​​‌‍ ‌ ​ ‌ ‌​​ ‍ ‌ ​​‌‍​‌‌ ‌​‌‍‍​​ ‌‌‍​‍‌‍ ‌‍‌​‌ ‍‌​‍‌‌​ ‌‌‌​​‍‌‌ ‌‍‍ ‌‍‌‌‌ ‍‌​‍‌‌​ ​ ‌​‌​​‍‌‌​ ​ ‌​‌​​‍‌‌​ ​‍​ ​‍​ ‍​‌‍‌​​ ​​​ ‌​​ ‌​​ ​‍‌‍‌‌​ ‌​​ ‍​​ ‌‌​ ‌‌​ ‍‌​‍‌‌​ ​‍​ ​‍​‍‌‌​ ‌‌‌​‌​​‍ ‍‌‍​ ‌‍‍​‌‍‍‌‌‍ ​‌‍‌​‌ ​‍‌‍‌‌‌‍ ‍​‍‌‌​ ‌‌‌​​‍‌‌ ‌‍‍ ‌‍‌‌‌ ‍‌​‍‌‌​ ​ ‌​‌​​‍‌‌​ ​ ‌​‌​​‍‌‌​ ​‍​ ​‍​ ​ ​ ‌‍‌‍​ ​ ‍‌​ ​ ​ ‌ ​ ​​‌‍​‍​ ‌‍​ ‌​‌‍​‌​ ​​​ ​​​‍‌‌​ ​‍​ ​‍​‍‌‌​ ‌‌‌​‌​​‍ ‍‌ ‌​‌‍‌‌‌ ‍​‌ ‌​​ ‌‍​‍‌‍​‌‌ ​ ‌‍‌‌‌‌‌‌‌ ​‍‌‍ ​​ ‌​‍‌‌​ ​‍‌​‌‍‌ ​ ‌ ‌​‌ ‌‌‌‍‌​‌‍‍‌‌‍ ​‍‌‍‌‍‍‌‌‍‌​​ ‌‌ ​​‌‍ ‌ ​ ‌ ‌​​‍ ‍‌ ​ ‌‍​‌​‍ ‍‌‍‌‍‌ ‌‌‌ ‌​‌ ‌‌‌ ​‍‌‍‌‌​‍ ‌‌ ​​‌ ​‍‌‍ ‌‍ ‌‍‌‍‌‍‍‌‌‍ ‍‌‍‌ ​‍ ‌‌ ‌​‌‍‍​‌‍‌‌​‍ ‌‌‍‌‍‌‍ ‌‍ ‌‍‌​‌‍​ ‌‍‍​‌‍​‌‌‍‍‌‌‍ ‍​‍ ‌‌‍​‍‌‍ ‌‍ ‍‌ ‌​‌‍‌‌‌ ​‍‌‍​‌​‍ ‌‌ ‌​‌‍ ‌​‍ ‌‌‍ ​‌‍‌‌‌‍​‌‌‍‌​‌ ​ ​‍ ‌‌ ‌​‌‍‍​‌‍‌‌​‍ ‌‌‍​ ‌‍‍​‌‍​‌‌ ​‍‌‍‌ ‌‍‌‌​‍‌‍‌ ‌​‌ ‍‌‌ ​​‌‍‌‌​ ‌‌ ​​‌‍ ‌ ​ ‌ ‌​​‍‌‍‌ ​​‌‍​‌‌ ‌​‌‍‍​​ ‌‌‍​‍‌‍ ‌‍‌​‌ ‍‌​‍‌‌​ ‌‌‌​​‍‌‌ ‌‍‍ ‌‍‌‌‌ ‍‌​‍‌‌​ ​ ‌​‌​​‍‌‌​ ​ ‌​‌​​‍‌‌​ ​‍​ ​‍​ ‍​‌‍‌​​ ​​​ ‌​​ ‌​​ ​‍‌‍‌‌​ ‌​​ ‍​​ ‌‌​ ‌‌​ ‍‌​‍‌‌​ ​‍​ ​‍​‍‌‌​ ‌‌‌​‌​​‍ ‍‌‍​ ‌‍‍​‌‍‍‌‌‍ ​‌‍‌​‌ ​‍‌‍‌‌‌‍ ‍​‍‌‌​ ‌‌‌​​‍‌‌ ‌‍‍ ‌‍‌‌‌ ‍‌​‍‌‌​ ​ ‌​‌​​‍‌‌​ ​ ‌​‌​​‍‌‌​ ​‍​ ​‍​ ​ ​ ‌‍‌‍​ ​ ‍‌​ ​ ​ ‌ ​ ​​‌‍​‍​ ‌‍​ ‌​‌‍​‌​ ​​​ ​​​‍‌‌​ ​‍​ ​‍​‍‌‌​ ‌‌‌​‌​​‍ ‍‌ ‌​‌‍‌‌‌ ‍​‌ ‌​​‍‌‍‌ ​​‌‍‌‌‌ ​‍‌ ​ ‌ ​​‌‍‌‌‌‍​ ‌ ‌​‌‍‍‌‌ ‌‍‌‍‌‌​ ‌‌ ​​‌ ‌‌‌‍​‍‌‍ ​‌‍‍‌‌ ​ ‌‍‍​‌‍‌‌‌‍‌​​‍​‍‌ ‌ Bontera products bolster plant immunity, reducing the need for chemical pesticides.​​​​‌ ‍ ​‍​‍‌‍ ‌ ​‍‌‍‍‌‌‍‌ ‌‍‍‌‌‍ ‍​‍​‍​ ‍‍​‍​‍‌ ​ ‌‍​‌‌‍ ‍‌‍‍‌‌ ‌​‌ ‍‌​‍ ‍‌‍‍‌‌‍ ​‍​‍​‍ ​​‍​‍‌‍‍​‌ ​‍‌‍‌‌‌‍‌‍​‍​‍​ ‍‍​‍​‍​‍ ‌ ​ ‌ ‌​‌ ‌‌‌‍‌​‌‍‍‌‌‍ ​‍ ‌‍‍‌‌‍ ‍‌ ‌​‌‍‌‌‌‍ ‍‌ ‌​​‍ ‌‍‌‌‌‍‌​‌‍‍‌‌ ‌​​‍ ‌‍ ‌‌‍ ‌‍‌​‌‍‌‌​ ‌‌ ​​‌ ​‍‌‍‌‌‌ ​ ‌‍‌‌‌‍ ‍‌ ‌​‌‍​‌‌ ‌​‌‍‍‌‌‍ ‌‍ ‍​ ‍ ‌‍‍‌‌‍‌​​ ‌‌ ​​‌‍ ‌ ​ ‌ ‌​​‍ ‍‌ ​ ‌‍​‌​‍ ‍‌‍‌‍‌ ‌‌‌ ‌​‌ ‌‌‌ ​‍‌‍‌‌​‍ ‌‌ ​​‌ ​‍‌‍ ‌‍ ‌‍‌‍‌‍‍‌‌‍ ‍‌‍‌ ​‍ ‌‌ ‌​‌‍‍​‌‍‌‌​‍ ‌‌‍‌‍‌‍ ‌‍ ‌‍‌​‌‍​ ‌‍‍​‌‍​‌‌‍‍‌‌‍ ‍​‍ ‌‌‍​‍‌‍ ‌‍ ‍‌ ‌​‌‍‌‌‌ ​‍‌‍​‌​‍ ‌‌ ‌​‌‍ ‌​‍ ‌‌‍ ​‌‍‌‌‌‍​‌‌‍‌​‌ ​ ​‍ ‌‌ ‌​‌‍‍​‌‍‌‌​‍ ‌‌‍​ ‌‍‍​‌‍​‌‌ ​‍‌‍‌ ‌‍‌‌​ ‍ ‌ ‌​‌ ‍‌‌ ​​‌‍‌‌​ ‌‌ ​​‌‍ ‌ ​ ‌ ‌​​ ‍ ‌ ​​‌‍​‌‌ ‌​‌‍‍​​ ‌‌‍​‍‌‍ ‌‍‌​‌ ‍‌​‍‌‌​ ‌‌‌​​‍‌‌ ‌‍‍ ‌‍‌‌‌ ‍‌​‍‌‌​ ​ ‌​‌​​‍‌‌​ ​ ‌​‌​​‍‌‌​ ​‍​ ​‍​ ‍​‌‍‌​​ ​​​ ‌​​ ‌​​ ​‍‌‍‌‌​ ‌​​ ‍​​ ‌‌​ ‌‌​ ‍‌​‍‌‌​ ​‍​ ​‍​‍‌‌​ ‌‌‌​‌​​‍ ‍‌‍​ ‌‍‍​‌‍‍‌‌‍ ​‌‍‌​‌ ​‍‌‍‌‌‌‍ ‍​‍‌‌​ ‌‌‌​​‍‌‌ ‌‍‍ ‌‍‌‌‌ ‍‌​‍‌‌​ ​ ‌​‌​​‍‌‌​ ​ ‌​‌​​‍‌‌​ ​‍​ ​‍​ ​ ​ ‌‍‌‍​ ​ ‍‌​ ​ ​ ‌ ​ ​​‌‍​‍​ ‌‍​ ‌​‌‍​‌​ ​​​ ​‌​‍‌‌​ ​‍​ ​‍​‍‌‌​ ‌‌‌​‌​​‍ ‍‌ ‌​‌‍‌‌‌ ‍​‌ ‌​​ ‌‍​‍‌‍​‌‌ ​ ‌‍‌‌‌‌‌‌‌ ​‍‌‍ ​​ ‌​‍‌‌​ ​‍‌​‌‍‌ ​ ‌ ‌​‌ ‌‌‌‍‌​‌‍‍‌‌‍ ​‍‌‍‌‍‍‌‌‍‌​​ ‌‌ ​​‌‍ ‌ ​ ‌ ‌​​‍ ‍‌ ​ ‌‍​‌​‍ ‍‌‍‌‍‌ ‌‌‌ ‌​‌ ‌‌‌ ​‍‌‍‌‌​‍ ‌‌ ​​‌ ​‍‌‍ ‌‍ ‌‍‌‍‌‍‍‌‌‍ ‍‌‍‌ ​‍ ‌‌ ‌​‌‍‍​‌‍‌‌​‍ ‌‌‍‌‍‌‍ ‌‍ ‌‍‌​‌‍​ ‌‍‍​‌‍​‌‌‍‍‌‌‍ ‍​‍ ‌‌‍​‍‌‍ ‌‍ ‍‌ ‌​‌‍‌‌‌ ​‍‌‍​‌​‍ ‌‌ ‌​‌‍ ‌​‍ ‌‌‍ ​‌‍‌‌‌‍​‌‌‍‌​‌ ​ ​‍ ‌‌ ‌​‌‍‍​‌‍‌‌​‍ ‌‌‍​ ‌‍‍​‌‍​‌‌ ​‍‌‍‌ ‌‍‌‌​‍‌‍‌ ‌​‌ ‍‌‌ ​​‌‍‌‌​ ‌‌ ​​‌‍ ‌ ​ ‌ ‌​​‍‌‍‌ ​​‌‍​‌‌ ‌​‌‍‍​​ ‌‌‍​‍‌‍ ‌‍‌​‌ ‍‌​‍‌‌​ ‌‌‌​​‍‌‌ ‌‍‍ ‌‍‌‌‌ ‍‌​‍‌‌​ ​ ‌​‌​​‍‌‌​ ​ ‌​‌​​‍‌‌​ ​‍​ ​‍​ ‍​‌‍‌​​ ​​​ ‌​​ ‌​​ ​‍‌‍‌‌​ ‌​​ ‍​​ ‌‌​ ‌‌​ ‍‌​‍‌‌​ ​‍​ ​‍​‍‌‌​ ‌‌‌​‌​​‍ ‍‌‍​ ‌‍‍​‌‍‍‌‌‍ ​‌‍‌​‌ ​‍‌‍‌‌‌‍ ‍​‍‌‌​ ‌‌‌​​‍‌‌ ‌‍‍ ‌‍‌‌‌ ‍‌​‍‌‌​ ​ ‌​‌​​‍‌‌​ ​ ‌​‌​​‍‌‌​ ​‍​ ​‍​ ​ ​ ‌‍‌‍​ ​ ‍‌​ ​ ​ ‌ ​ ​​‌‍​‍​ ‌‍​ ‌​‌‍​‌​ ​​​ ​‌​‍‌‌​ ​‍​ ​‍​‍‌‌​ ‌‌‌​‌​​‍ ‍‌ ‌​‌‍‌‌‌ ‍​‌ ‌​​‍‌‍‌ ​​‌‍‌‌‌ ​‍‌ ​ ‌ ​​‌‍‌‌‌‍​ ‌ ‌​‌‍‍‌‌ ‌‍‌‍‌‌​ ‌‌ ​​‌ ‌‌‌‍​‍‌‍ ​‌‍‍‌‌ ​ ‌‍‍​‌‍‌‌‌‍‌​​‍​‍‌ ‌
Building Soil Organic Matter:​​​​‌ ‍ ​‍​‍‌‍ ‌ ​‍‌‍‍‌‌‍‌ ‌‍‍‌‌‍ ‍​‍​‍​ ‍‍​‍​‍‌ ​ ‌‍​‌‌‍ ‍‌‍‍‌‌ ‌​‌ ‍‌​‍ ‍‌‍‍‌‌‍ ​‍​‍​‍ ​​‍​‍‌‍‍​‌ ​‍‌‍‌‌‌‍‌‍​‍​‍​ ‍‍​‍​‍​‍ ‌ ​ ‌ ‌​‌ ‌‌‌‍‌​‌‍‍‌‌‍ ​‍ ‌‍‍‌‌‍ ‍‌ ‌​‌‍‌‌‌‍ ‍‌ ‌​​‍ ‌‍‌‌‌‍‌​‌‍‍‌‌ ‌​​‍ ‌‍ ‌‌‍ ‌‍‌​‌‍‌‌​ ‌‌ ​​‌ ​‍‌‍‌‌‌ ​ ‌‍‌‌‌‍ ‍‌ ‌​‌‍​‌‌ ‌​‌‍‍‌‌‍ ‌‍ ‍​ ‍ ‌‍‍‌‌‍‌​​ ‌‌ ​​‌‍ ‌ ​ ‌ ‌​​‍ ‍‌ ​ ‌‍​‌​‍ ‍‌‍‌‍‌ ‌‌‌ ‌​‌ ‌‌‌ ​‍‌‍‌‌​‍ ‌‌ ​​‌ ​‍‌‍ ‌‍ ‌‍‌‍‌‍‍‌‌‍ ‍‌‍‌ ​‍ ‌‌ ‌​‌‍‍​‌‍‌‌​‍ ‌‌‍‌‍‌‍ ‌‍ ‌‍‌​‌‍​ ‌‍‍​‌‍​‌‌‍‍‌‌‍ ‍​‍ ‌‌‍​‍‌‍ ‌‍ ‍‌ ‌​‌‍‌‌‌ ​‍‌‍​‌​‍ ‌‌ ‌​‌‍ ‌​‍ ‌‌‍ ​‌‍‌‌‌‍​‌‌‍‌​‌ ​ ​‍ ‌‌ ‌​‌‍‍​‌‍‌‌​‍ ‌‌‍​ ‌‍‍​‌‍​‌‌ ​‍‌‍‌ ‌‍‌‌​ ‍ ‌ ‌​‌ ‍‌‌ ​​‌‍‌‌​ ‌‌ ​​‌‍ ‌ ​ ‌ ‌​​ ‍ ‌ ​​‌‍​‌‌ ‌​‌‍‍​​ ‌‌‍​‍‌‍ ‌‍‌​‌ ‍‌​‍‌‌​ ‌‌‌​​‍‌‌ ‌‍‍ ‌‍‌‌‌ ‍‌​‍‌‌​ ​ ‌​‌​​‍‌‌​ ​ ‌​‌​​‍‌‌​ ​‍​ ​‍‌‍​‍‌‍​‌‌‍​‌‌‍‌‌​ ‌ ​ ‍​​ ‌‌​ ‌‍‌‍‌​​ ‌‍​ ‌‍‌‍‌‌​‍‌‌​ ​‍​ ​‍​‍‌‌​ ‌‌‌​‌​​‍ ‍‌‍​ ‌‍‍​‌‍‍‌‌‍ ​‌‍‌​‌ ​‍‌‍‌‌‌‍ ‍​‍‌‌​ ‌‌‌​​‍‌‌ ‌‍‍ ‌‍‌‌‌ ‍‌​‍‌‌​ ​ ‌​‌​​‍‌‌​ ​ ‌​‌​​‍‌‌​ ​‍​ ​‍‌‍‌‍‌‍​ ‌‍‌‍​ ​‍​ ​​​ ​ ‌‍​‍‌‍​‍​ ​‍​ ‍‌​ ‌‌‌‍‌‌​ ​​​‍‌‌​ ​‍​ ​‍​‍‌‌​ ‌‌‌​‌​​‍ ‍‌ ‌​‌‍‌‌‌ ‍​‌ ‌​​ ‌‍​‍‌‍​‌‌ ​ ‌‍‌‌‌‌‌‌‌ ​‍‌‍ ​​ ‌​‍‌‌​ ​‍‌​‌‍‌ ​ ‌ ‌​‌ ‌‌‌‍‌​‌‍‍‌‌‍ ​‍‌‍‌‍‍‌‌‍‌​​ ‌‌ ​​‌‍ ‌ ​ ‌ ‌​​‍ ‍‌ ​ ‌‍​‌​‍ ‍‌‍‌‍‌ ‌‌‌ ‌​‌ ‌‌‌ ​‍‌‍‌‌​‍ ‌‌ ​​‌ ​‍‌‍ ‌‍ ‌‍‌‍‌‍‍‌‌‍ ‍‌‍‌ ​‍ ‌‌ ‌​‌‍‍​‌‍‌‌​‍ ‌‌‍‌‍‌‍ ‌‍ ‌‍‌​‌‍​ ‌‍‍​‌‍​‌‌‍‍‌‌‍ ‍​‍ ‌‌‍​‍‌‍ ‌‍ ‍‌ ‌​‌‍‌‌‌ ​‍‌‍​‌​‍ ‌‌ ‌​‌‍ ‌​‍ ‌‌‍ ​‌‍‌‌‌‍​‌‌‍‌​‌ ​ ​‍ ‌‌ ‌​‌‍‍​‌‍‌‌​‍ ‌‌‍​ ‌‍‍​‌‍​‌‌ ​‍‌‍‌ ‌‍‌‌​‍‌‍‌ ‌​‌ ‍‌‌ ​​‌‍‌‌​ ‌‌ ​​‌‍ ‌ ​ ‌ ‌​​‍‌‍‌ ​​‌‍​‌‌ ‌​‌‍‍​​ ‌‌‍​‍‌‍ ‌‍‌​‌ ‍‌​‍‌‌​ ‌‌‌​​‍‌‌ ‌‍‍ ‌‍‌‌‌ ‍‌​‍‌‌​ ​ ‌​‌​​‍‌‌​ ​ ‌​‌​​‍‌‌​ ​‍​ ​‍‌‍​‍‌‍​‌‌‍​‌‌‍‌‌​ ‌ ​ ‍​​ ‌‌​ ‌‍‌‍‌​​ ‌‍​ ‌‍‌‍‌‌​‍‌‌​ ​‍​ ​‍​‍‌‌​ ‌‌‌​‌​​‍ ‍‌‍​ ‌‍‍​‌‍‍‌‌‍ ​‌‍‌​‌ ​‍‌‍‌‌‌‍ ‍​‍‌‌​ ‌‌‌​​‍‌‌ ‌‍‍ ‌‍‌‌‌ ‍‌​‍‌‌​ ​ ‌​‌​​‍‌‌​ ​ ‌​‌​​‍‌‌​ ​‍​ ​‍‌‍‌‍‌‍​ ‌‍‌‍​ ​‍​ ​​​ ​ ‌‍​‍‌‍​‍​ ​‍​ ‍‌​ ‌‌‌‍‌‌​ ​​​‍‌‌​ ​‍​ ​‍​‍‌‌​ ‌‌‌​‌​​‍ ‍‌ ‌​‌‍‌‌‌ ‍​‌ ‌​​‍‌‍‌ ​​‌‍‌‌‌ ​‍‌ ​ ‌ ​​‌‍‌‌‌‍​ ‌ ‌​‌‍‍‌‌ ‌‍‌‍‌‌​ ‌‌ ​​‌ ‌‌‌‍​‍‌‍ ​‌‍‍‌‌ ​ ‌‍‍​‌‍‌‌‌‍‌​​‍​‍‌ ‌ Bontera products prioritise soil health, increasing soil organic matter for long-term sustainability.​​​​‌ ‍ ​‍​‍‌‍ ‌ ​‍‌‍‍‌‌‍‌ ‌‍‍‌‌‍ ‍​‍​‍​ ‍‍​‍​‍‌ ​ ‌‍​‌‌‍ ‍‌‍‍‌‌ ‌​‌ ‍‌​‍ ‍‌‍‍‌‌‍ ​‍​‍​‍ ​​‍​‍‌‍‍​‌ ​‍‌‍‌‌‌‍‌‍​‍​‍​ ‍‍​‍​‍​‍ ‌ ​ ‌ ‌​‌ ‌‌‌‍‌​‌‍‍‌‌‍ ​‍ ‌‍‍‌‌‍ ‍‌ ‌​‌‍‌‌‌‍ ‍‌ ‌​​‍ ‌‍‌‌‌‍‌​‌‍‍‌‌ ‌​​‍ ‌‍ ‌‌‍ ‌‍‌​‌‍‌‌​ ‌‌ ​​‌ ​‍‌‍‌‌‌ ​ ‌‍‌‌‌‍ ‍‌ ‌​‌‍​‌‌ ‌​‌‍‍‌‌‍ ‌‍ ‍​ ‍ ‌‍‍‌‌‍‌​​ ‌‌ ​​‌‍ ‌ ​ ‌ ‌​​‍ ‍‌ ​ ‌‍​‌​‍ ‍‌‍‌‍‌ ‌‌‌ ‌​‌ ‌‌‌ ​‍‌‍‌‌​‍ ‌‌ ​​‌ ​‍‌‍ ‌‍ ‌‍‌‍‌‍‍‌‌‍ ‍‌‍‌ ​‍ ‌‌ ‌​‌‍‍​‌‍‌‌​‍ ‌‌‍‌‍‌‍ ‌‍ ‌‍‌​‌‍​ ‌‍‍​‌‍​‌‌‍‍‌‌‍ ‍​‍ ‌‌‍​‍‌‍ ‌‍ ‍‌ ‌​‌‍‌‌‌ ​‍‌‍​‌​‍ ‌‌ ‌​‌‍ ‌​‍ ‌‌‍ ​‌‍‌‌‌‍​‌‌‍‌​‌ ​ ​‍ ‌‌ ‌​‌‍‍​‌‍‌‌​‍ ‌‌‍​ ‌‍‍​‌‍​‌‌ ​‍‌‍‌ ‌‍‌‌​ ‍ ‌ ‌​‌ ‍‌‌ ​​‌‍‌‌​ ‌‌ ​​‌‍ ‌ ​ ‌ ‌​​ ‍ ‌ ​​‌‍​‌‌ ‌​‌‍‍​​ ‌‌‍​‍‌‍ ‌‍‌​‌ ‍‌​‍‌‌​ ‌‌‌​​‍‌‌ ‌‍‍ ‌‍‌‌‌ ‍‌​‍‌‌​ ​ ‌​‌​​‍‌‌​ ​ ‌​‌​​‍‌‌​ ​‍​ ​‍‌‍​‍‌‍​‌‌‍​‌‌‍‌‌​ ‌ ​ ‍​​ ‌‌​ ‌‍‌‍‌​​ ‌‍​ ‌‍‌‍‌‌​‍‌‌​ ​‍​ ​‍​‍‌‌​ ‌‌‌​‌​​‍ ‍‌‍​ ‌‍‍​‌‍‍‌‌‍ ​‌‍‌​‌ ​‍‌‍‌‌‌‍ ‍​‍‌‌​ ‌‌‌​​‍‌‌ ‌‍‍ ‌‍‌‌‌ ‍‌​‍‌‌​ ​ ‌​‌​​‍‌‌​ ​ ‌​‌​​‍‌‌​ ​‍​ ​‍‌‍‌‍‌‍​ ‌‍‌‍​ ​‍​ ​​​ ​ ‌‍​‍‌‍​‍​ ​‍​ ‍‌​ ‌‌‌‍‌‌​ ​‌​‍‌‌​ ​‍​ ​‍​‍‌‌​ ‌‌‌​‌​​‍ ‍‌ ‌​‌‍‌‌‌ ‍​‌ ‌​​ ‌‍​‍‌‍​‌‌ ​ ‌‍‌‌‌‌‌‌‌ ​‍‌‍ ​​ ‌​‍‌‌​ ​‍‌​‌‍‌ ​ ‌ ‌​‌ ‌‌‌‍‌​‌‍‍‌‌‍ ​‍‌‍‌‍‍‌‌‍‌​​ ‌‌ ​​‌‍ ‌ ​ ‌ ‌​​‍ ‍‌ ​ ‌‍​‌​‍ ‍‌‍‌‍‌ ‌‌‌ ‌​‌ ‌‌‌ ​‍‌‍‌‌​‍ ‌‌ ​​‌ ​‍‌‍ ‌‍ ‌‍‌‍‌‍‍‌‌‍ ‍‌‍‌ ​‍ ‌‌ ‌​‌‍‍​‌‍‌‌​‍ ‌‌‍‌‍‌‍ ‌‍ ‌‍‌​‌‍​ ‌‍‍​‌‍​‌‌‍‍‌‌‍ ‍​‍ ‌‌‍​‍‌‍ ‌‍ ‍‌ ‌​‌‍‌‌‌ ​‍‌‍​‌​‍ ‌‌ ‌​‌‍ ‌​‍ ‌‌‍ ​‌‍‌‌‌‍​‌‌‍‌​‌ ​ ​‍ ‌‌ ‌​‌‍‍​‌‍‌‌​‍ ‌‌‍​ ‌‍‍​‌‍​‌‌ ​‍‌‍‌ ‌‍‌‌​‍‌‍‌ ‌​‌ ‍‌‌ ​​‌‍‌‌​ ‌‌ ​​‌‍ ‌ ​ ‌ ‌​​‍‌‍‌ ​​‌‍​‌‌ ‌​‌‍‍​​ ‌‌‍​‍‌‍ ‌‍‌​‌ ‍‌​‍‌‌​ ‌‌‌​​‍‌‌ ‌‍‍ ‌‍‌‌‌ ‍‌​‍‌‌​ ​ ‌​‌​​‍‌‌​ ​ ‌​‌​​‍‌‌​ ​‍​ ​‍‌‍​‍‌‍​‌‌‍​‌‌‍‌‌​ ‌ ​ ‍​​ ‌‌​ ‌‍‌‍‌​​ ‌‍​ ‌‍‌‍‌‌​‍‌‌​ ​‍​ ​‍​‍‌‌​ ‌‌‌​‌​​‍ ‍‌‍​ ‌‍‍​‌‍‍‌‌‍ ​‌‍‌​‌ ​‍‌‍‌‌‌‍ ‍​‍‌‌​ ‌‌‌​​‍‌‌ ‌‍‍ ‌‍‌‌‌ ‍‌​‍‌‌​ ​ ‌​‌​​‍‌‌​ ​ ‌​‌​​‍‌‌​ ​‍​ ​‍‌‍‌‍‌‍​ ‌‍‌‍​ ​‍​ ​​​ ​ ‌‍​‍‌‍​‍​ ​‍​ ‍‌​ ‌‌‌‍‌‌​ ​‌​‍‌‌​ ​‍​ ​‍​‍‌‌​ ‌‌‌​‌​​‍ ‍‌ ‌​‌‍‌‌‌ ‍​‌ ‌​​‍‌‍‌ ​​‌‍‌‌‌ ​‍‌ ​ ‌ ​​‌‍‌‌‌‍​ ‌ ‌​‌‍‍‌‌ ‌‍‌‍‌‌​ ‌‌ ​​‌ ‌‌‌‍​‍‌‍ ​‌‍‍‌‌ ​ ‌‍‍​‌‍‌‌‌‍‌​​‍​‍‌ ‌
Tolerating Environmental Stress:​​​​‌ ‍ ​‍​‍‌‍ ‌ ​‍‌‍‍‌‌‍‌ ‌‍‍‌‌‍ ‍​‍​‍​ ‍‍​‍​‍‌ ​ ‌‍​‌‌‍ ‍‌‍‍‌‌ ‌​‌ ‍‌​‍ ‍‌‍‍‌‌‍ ​‍​‍​‍ ​​‍​‍‌‍‍​‌ ​‍‌‍‌‌‌‍‌‍​‍​‍​ ‍‍​‍​‍​‍ ‌ ​ ‌ ‌​‌ ‌‌‌‍‌​‌‍‍‌‌‍ ​‍ ‌‍‍‌‌‍ ‍‌ ‌​‌‍‌‌‌‍ ‍‌ ‌​​‍ ‌‍‌‌‌‍‌​‌‍‍‌‌ ‌​​‍ ‌‍ ‌‌‍ ‌‍‌​‌‍‌‌​ ‌‌ ​​‌ ​‍‌‍‌‌‌ ​ ‌‍‌‌‌‍ ‍‌ ‌​‌‍​‌‌ ‌​‌‍‍‌‌‍ ‌‍ ‍​ ‍ ‌‍‍‌‌‍‌​​ ‌‌ ​​‌‍ ‌ ​ ‌ ‌​​‍ ‍‌ ​ ‌‍​‌​‍ ‍‌‍‌‍‌ ‌‌‌ ‌​‌ ‌‌‌ ​‍‌‍‌‌​‍ ‌‌ ​​‌ ​‍‌‍ ‌‍ ‌‍‌‍‌‍‍‌‌‍ ‍‌‍‌ ​‍ ‌‌ ‌​‌‍‍​‌‍‌‌​‍ ‌‌‍‌‍‌‍ ‌‍ ‌‍‌​‌‍​ ‌‍‍​‌‍​‌‌‍‍‌‌‍ ‍​‍ ‌‌‍​‍‌‍ ‌‍ ‍‌ ‌​‌‍‌‌‌ ​‍‌‍​‌​‍ ‌‌ ‌​‌‍ ‌​‍ ‌‌‍ ​‌‍‌‌‌‍​‌‌‍‌​‌ ​ ​‍ ‌‌ ‌​‌‍‍​‌‍‌‌​‍ ‌‌‍​ ‌‍‍​‌‍​‌‌ ​‍‌‍‌ ‌‍‌‌​ ‍ ‌ ‌​‌ ‍‌‌ ​​‌‍‌‌​ ‌‌ ​​‌‍ ‌ ​ ‌ ‌​​ ‍ ‌ ​​‌‍​‌‌ ‌​‌‍‍​​ ‌‌‍​‍‌‍ ‌‍‌​‌ ‍‌​‍‌‌​ ‌‌‌​​‍‌‌ ‌‍‍ ‌‍‌‌‌ ‍‌​‍‌‌​ ​ ‌​‌​​‍‌‌​ ​ ‌​‌​​‍‌‌​ ​‍​ ​‍​ ​‌​ ​ ‌‍‌​​ ​ ​ ‌‍​ ‌‌‌‍‌‌‌‍​ ​ ‍‌​ ‌​​ ‌‍‌‍‌‌​‍‌‌​ ​‍​ ​‍​‍‌‌​ ‌‌‌​‌​​‍ ‍‌‍​ ‌‍‍​‌‍‍‌‌‍ ​‌‍‌​‌ ​‍‌‍‌‌‌‍ ‍​‍‌‌​ ‌‌‌​​‍‌‌ ‌‍‍ ‌‍‌‌‌ ‍‌​‍‌‌​ ​ ‌​‌​​‍‌‌​ ​ ‌​‌​​‍‌‌​ ​‍​ ​‍​ ​‍​ ‍‌​ ‍‌‌‍​‌‌‍​‌‌‍​‌‌‍​‍‌‍‌‌‌‍​‌​ ‍‌‌‍‌‍‌‍‌​​ ​​​‍‌‌​ ​‍​ ​‍​‍‌‌​ ‌‌‌​‌​​‍ ‍‌ ‌​‌‍‌‌‌ ‍​‌ ‌​​ ‌‍​‍‌‍​‌‌ ​ ‌‍‌‌‌‌‌‌‌ ​‍‌‍ ​​ ‌​‍‌‌​ ​‍‌​‌‍‌ ​ ‌ ‌​‌ ‌‌‌‍‌​‌‍‍‌‌‍ ​‍‌‍‌‍‍‌‌‍‌​​ ‌‌ ​​‌‍ ‌ ​ ‌ ‌​​‍ ‍‌ ​ ‌‍​‌​‍ ‍‌‍‌‍‌ ‌‌‌ ‌​‌ ‌‌‌ ​‍‌‍‌‌​‍ ‌‌ ​​‌ ​‍‌‍ ‌‍ ‌‍‌‍‌‍‍‌‌‍ ‍‌‍‌ ​‍ ‌‌ ‌​‌‍‍​‌‍‌‌​‍ ‌‌‍‌‍‌‍ ‌‍ ‌‍‌​‌‍​ ‌‍‍​‌‍​‌‌‍‍‌‌‍ ‍​‍ ‌‌‍​‍‌‍ ‌‍ ‍‌ ‌​‌‍‌‌‌ ​‍‌‍​‌​‍ ‌‌ ‌​‌‍ ‌​‍ ‌‌‍ ​‌‍‌‌‌‍​‌‌‍‌​‌ ​ ​‍ ‌‌ ‌​‌‍‍​‌‍‌‌​‍ ‌‌‍​ ‌‍‍​‌‍​‌‌ ​‍‌‍‌ ‌‍‌‌​‍‌‍‌ ‌​‌ ‍‌‌ ​​‌‍‌‌​ ‌‌ ​​‌‍ ‌ ​ ‌ ‌​​‍‌‍‌ ​​‌‍​‌‌ ‌​‌‍‍​​ ‌‌‍​‍‌‍ ‌‍‌​‌ ‍‌​‍‌‌​ ‌‌‌​​‍‌‌ ‌‍‍ ‌‍‌‌‌ ‍‌​‍‌‌​ ​ ‌​‌​​‍‌‌​ ​ ‌​‌​​‍‌‌​ ​‍​ ​‍​ ​‌​ ​ ‌‍‌​​ ​ ​ ‌‍​ ‌‌‌‍‌‌‌‍​ ​ ‍‌​ ‌​​ ‌‍‌‍‌‌​‍‌‌​ ​‍​ ​‍​‍‌‌​ ‌‌‌​‌​​‍ ‍‌‍​ ‌‍‍​‌‍‍‌‌‍ ​‌‍‌​‌ ​‍‌‍‌‌‌‍ ‍​‍‌‌​ ‌‌‌​​‍‌‌ ‌‍‍ ‌‍‌‌‌ ‍‌​‍‌‌​ ​ ‌​‌​​‍‌‌​ ​ ‌​‌​​‍‌‌​ ​‍​ ​‍​ ​‍​ ‍‌​ ‍‌‌‍​‌‌‍​‌‌‍​‌‌‍​‍‌‍‌‌‌‍​‌​ ‍‌‌‍‌‍‌‍‌​​ ​​​‍‌‌​ ​‍​ ​‍​‍‌‌​ ‌‌‌​‌​​‍ ‍‌ ‌​‌‍‌‌‌ ‍​‌ ‌​​‍‌‍‌ ​​‌‍‌‌‌ ​‍‌ ​ ‌ ​​‌‍‌‌‌‍​ ‌ ‌​‌‍‍‌‌ ‌‍‌‍‌‌​ ‌‌ ​​‌ ‌‌‌‍​‍‌‍ ​‌‍‍‌‌ ​ ‌‍‍​‌‍‌‌‌‍‌​​‍​‍‌ ‌ Bontera products help plants withstand environmental challenges, such as extreme weather conditions.​​​​‌ ‍ ​‍​‍‌‍ ‌ ​‍‌‍‍‌‌‍‌ ‌‍‍‌‌‍ ‍​‍​‍​ ‍‍​‍​‍‌ ​ ‌‍​‌‌‍ ‍‌‍‍‌‌ ‌​‌ ‍‌​‍ ‍‌‍‍‌‌‍ ​‍​‍​‍ ​​‍​‍‌‍‍​‌ ​‍‌‍‌‌‌‍‌‍​‍​‍​ ‍‍​‍​‍​‍ ‌ ​ ‌ ‌​‌ ‌‌‌‍‌​‌‍‍‌‌‍ ​‍ ‌‍‍‌‌‍ ‍‌ ‌​‌‍‌‌‌‍ ‍‌ ‌​​‍ ‌‍‌‌‌‍‌​‌‍‍‌‌ ‌​​‍ ‌‍ ‌‌‍ ‌‍‌​‌‍‌‌​ ‌‌ ​​‌ ​‍‌‍‌‌‌ ​ ‌‍‌‌‌‍ ‍‌ ‌​‌‍​‌‌ ‌​‌‍‍‌‌‍ ‌‍ ‍​ ‍ ‌‍‍‌‌‍‌​​ ‌‌ ​​‌‍ ‌ ​ ‌ ‌​​‍ ‍‌ ​ ‌‍​‌​‍ ‍‌‍‌‍‌ ‌‌‌ ‌​‌ ‌‌‌ ​‍‌‍‌‌​‍ ‌‌ ​​‌ ​‍‌‍ ‌‍ ‌‍‌‍‌‍‍‌‌‍ ‍‌‍‌ ​‍ ‌‌ ‌​‌‍‍​‌‍‌‌​‍ ‌‌‍‌‍‌‍ ‌‍ ‌‍‌​‌‍​ ‌‍‍​‌‍​‌‌‍‍‌‌‍ ‍​‍ ‌‌‍​‍‌‍ ‌‍ ‍‌ ‌​‌‍‌‌‌ ​‍‌‍​‌​‍ ‌‌ ‌​‌‍ ‌​‍ ‌‌‍ ​‌‍‌‌‌‍​‌‌‍‌​‌ ​ ​‍ ‌‌ ‌​‌‍‍​‌‍‌‌​‍ ‌‌‍​ ‌‍‍​‌‍​‌‌ ​‍‌‍‌ ‌‍‌‌​ ‍ ‌ ‌​‌ ‍‌‌ ​​‌‍‌‌​ ‌‌ ​​‌‍ ‌ ​ ‌ ‌​​ ‍ ‌ ​​‌‍​‌‌ ‌​‌‍‍​​ ‌‌‍​‍‌‍ ‌‍‌​‌ ‍‌​‍‌‌​ ‌‌‌​​‍‌‌ ‌‍‍ ‌‍‌‌‌ ‍‌​‍‌‌​ ​ ‌​‌​​‍‌‌​ ​ ‌​‌​​‍‌‌​ ​‍​ ​‍​ ​‌​ ​ ‌‍‌​​ ​ ​ ‌‍​ ‌‌‌‍‌‌‌‍​ ​ ‍‌​ ‌​​ ‌‍‌‍‌‌​‍‌‌​ ​‍​ ​‍​‍‌‌​ ‌‌‌​‌​​‍ ‍‌‍​ ‌‍‍​‌‍‍‌‌‍ ​‌‍‌​‌ ​‍‌‍‌‌‌‍ ‍​‍‌‌​ ‌‌‌​​‍‌‌ ‌‍‍ ‌‍‌‌‌ ‍‌​‍‌‌​ ​ ‌​‌​​‍‌‌​ ​ ‌​‌​​‍‌‌​ ​‍​ ​‍​ ​‍​ ‍‌​ ‍‌‌‍​‌‌‍​‌‌‍​‌‌‍​‍‌‍‌‌‌‍​‌​ ‍‌‌‍‌‍‌‍‌​​ ​‌​‍‌‌​ ​‍​ ​‍​‍‌‌​ ‌‌‌​‌​​‍ ‍‌ ‌​‌‍‌‌‌ ‍​‌ ‌​​ ‌‍​‍‌‍​‌‌ ​ ‌‍‌‌‌‌‌‌‌ ​‍‌‍ ​​ ‌​‍‌‌​ ​‍‌​‌‍‌ ​ ‌ ‌​‌ ‌‌‌‍‌​‌‍‍‌‌‍ ​‍‌‍‌‍‍‌‌‍‌​​ ‌‌ ​​‌‍ ‌ ​ ‌ ‌​​‍ ‍‌ ​ ‌‍​‌​‍ ‍‌‍‌‍‌ ‌‌‌ ‌​‌ ‌‌‌ ​‍‌‍‌‌​‍ ‌‌ ​​‌ ​‍‌‍ ‌‍ ‌‍‌‍‌‍‍‌‌‍ ‍‌‍‌ ​‍ ‌‌ ‌​‌‍‍​‌‍‌‌​‍ ‌‌‍‌‍‌‍ ‌‍ ‌‍‌​‌‍​ ‌‍‍​‌‍​‌‌‍‍‌‌‍ ‍​‍ ‌‌‍​‍‌‍ ‌‍ ‍‌ ‌​‌‍‌‌‌ ​‍‌‍​‌​‍ ‌‌ ‌​‌‍ ‌​‍ ‌‌‍ ​‌‍‌‌‌‍​‌‌‍‌​‌ ​ ​‍ ‌‌ ‌​‌‍‍​‌‍‌‌​‍ ‌‌‍​ ‌‍‍​‌‍​‌‌ ​‍‌‍‌ ‌‍‌‌​‍‌‍‌ ‌​‌ ‍‌‌ ​​‌‍‌‌​ ‌‌ ​​‌‍ ‌ ​ ‌ ‌​​‍‌‍‌ ​​‌‍​‌‌ ‌​‌‍‍​​ ‌‌‍​‍‌‍ ‌‍‌​‌ ‍‌​‍‌‌​ ‌‌‌​​‍‌‌ ‌‍‍ ‌‍‌‌‌ ‍‌​‍‌‌​ ​ ‌​‌​​‍‌‌​ ​ ‌​‌​​‍‌‌​ ​‍​ ​‍​ ​‌​ ​ ‌‍‌​​ ​ ​ ‌‍​ ‌‌‌‍‌‌‌‍​ ​ ‍‌​ ‌​​ ‌‍‌‍‌‌​‍‌‌​ ​‍​ ​‍​‍‌‌​ ‌‌‌​‌​​‍ ‍‌‍​ ‌‍‍​‌‍‍‌‌‍ ​‌‍‌​‌ ​‍‌‍‌‌‌‍ ‍​‍‌‌​ ‌‌‌​​‍‌‌ ‌‍‍ ‌‍‌‌‌ ‍‌​‍‌‌​ ​ ‌​‌​​‍‌‌​ ​ ‌​‌​​‍‌‌​ ​‍​ ​‍​ ​‍​ ‍‌​ ‍‌‌‍​‌‌‍​‌‌‍​‌‌‍​‍‌‍‌‌‌‍​‌​ ‍‌‌‍‌‍‌‍‌​​ ​‌​‍‌‌​ ​‍​ ​‍​‍‌‌​ ‌‌‌​‌​​‍ ‍‌ ‌​‌‍‌‌‌ ‍​‌ ‌​​‍‌‍‌ ​​‌‍‌‌‌ ​‍‌ ​ ‌ ​​‌‍‌‌‌‍​ ‌ ‌​‌‍‍‌‌ ‌‍‌‍‌‌​ ‌‌ ​​‌ ‌‌‌‍​‍‌‍ ​‌‍‍‌‌ ​ ‌‍‍​‌‍‌‌‌‍‌​​‍​‍‌ ‌
Long Shelf Life:​​​​‌ ‍ ​‍​‍‌‍ ‌ ​‍‌‍‍‌‌‍‌ ‌‍‍‌‌‍ ‍​‍​‍​ ‍‍​‍​‍‌ ​ ‌‍​‌‌‍ ‍‌‍‍‌‌ ‌​‌ ‍‌​‍ ‍‌‍‍‌‌‍ ​‍​‍​‍ ​​‍​‍‌‍‍​‌ ​‍‌‍‌‌‌‍‌‍​‍​‍​ ‍‍​‍​‍​‍ ‌ ​ ‌ ‌​‌ ‌‌‌‍‌​‌‍‍‌‌‍ ​‍ ‌‍‍‌‌‍ ‍‌ ‌​‌‍‌‌‌‍ ‍‌ ‌​​‍ ‌‍‌‌‌‍‌​‌‍‍‌‌ ‌​​‍ ‌‍ ‌‌‍ ‌‍‌​‌‍‌‌​ ‌‌ ​​‌ ​‍‌‍‌‌‌ ​ ‌‍‌‌‌‍ ‍‌ ‌​‌‍​‌‌ ‌​‌‍‍‌‌‍ ‌‍ ‍​ ‍ ‌‍‍‌‌‍‌​​ ‌‌ ​​‌‍ ‌ ​ ‌ ‌​​‍ ‍‌ ​ ‌‍​‌​‍ ‍‌‍‌‍‌ ‌‌‌ ‌​‌ ‌‌‌ ​‍‌‍‌‌​‍ ‌‌ ​​‌ ​‍‌‍ ‌‍ ‌‍‌‍‌‍‍‌‌‍ ‍‌‍‌ ​‍ ‌‌ ‌​‌‍‍​‌‍‌‌​‍ ‌‌‍‌‍‌‍ ‌‍ ‌‍‌​‌‍​ ‌‍‍​‌‍​‌‌‍‍‌‌‍ ‍​‍ ‌‌‍​‍‌‍ ‌‍ ‍‌ ‌​‌‍‌‌‌ ​‍‌‍​‌​‍ ‌‌ ‌​‌‍ ‌​‍ ‌‌‍ ​‌‍‌‌‌‍​‌‌‍‌​‌ ​ ​‍ ‌‌ ‌​‌‍‍​‌‍‌‌​‍ ‌‌‍​ ‌‍‍​‌‍​‌‌ ​‍‌‍‌ ‌‍‌‌​ ‍ ‌ ‌​‌ ‍‌‌ ​​‌‍‌‌​ ‌‌ ​​‌‍ ‌ ​ ‌ ‌​​ ‍ ‌ ​​‌‍​‌‌ ‌​‌‍‍​​ ‌‌‍​‍‌‍ ‌‍‌​‌ ‍‌​‍‌‌​ ‌‌‌​​‍‌‌ ‌‍‍ ‌‍‌‌‌ ‍‌​‍‌‌​ ​ ‌​‌​​‍‌‌​ ​ ‌​‌​​‍‌‌​ ​‍​ ​‍‌‍‌‌‌‍‌​​ ‌​​ ​​‌‍​ ​ ​ ‌‍​‌‌‍‌​​ ​ ‌‍​‌‌‍​‌​ ‌‍​‍‌‌​ ​‍​ ​‍​‍‌‌​ ‌‌‌​‌​​‍ ‍‌‍​ ‌‍‍​‌‍‍‌‌‍ ​‌‍‌​‌ ​‍‌‍‌‌‌‍ ‍​‍‌‌​ ‌‌‌​​‍‌‌ ‌‍‍ ‌‍‌‌‌ ‍‌​‍‌‌​ ​ ‌​‌​​‍‌‌​ ​ ‌​‌​​‍‌‌​ ​‍​ ​‍‌‍‌‌‌‍‌​‌‍‌‌​ ‍​​ ​ ‌‍‌‍‌‍‌‍​ ‌‌​ ​‌​ ​​​ ​‌​ ​‍​ ​​​‍‌‌​ ​‍​ ​‍​‍‌‌​ ‌‌‌​‌​​‍ ‍‌ ‌​‌‍‌‌‌ ‍​‌ ‌​​ ‌‍​‍‌‍​‌‌ ​ ‌‍‌‌‌‌‌‌‌ ​‍‌‍ ​​ ‌​‍‌‌​ ​‍‌​‌‍‌ ​ ‌ ‌​‌ ‌‌‌‍‌​‌‍‍‌‌‍ ​‍‌‍‌‍‍‌‌‍‌​​ ‌‌ ​​‌‍ ‌ ​ ‌ ‌​​‍ ‍‌ ​ ‌‍​‌​‍ ‍‌‍‌‍‌ ‌‌‌ ‌​‌ ‌‌‌ ​‍‌‍‌‌​‍ ‌‌ ​​‌ ​‍‌‍ ‌‍ ‌‍‌‍‌‍‍‌‌‍ ‍‌‍‌ ​‍ ‌‌ ‌​‌‍‍​‌‍‌‌​‍ ‌‌‍‌‍‌‍ ‌‍ ‌‍‌​‌‍​ ‌‍‍​‌‍​‌‌‍‍‌‌‍ ‍​‍ ‌‌‍​‍‌‍ ‌‍ ‍‌ ‌​‌‍‌‌‌ ​‍‌‍​‌​‍ ‌‌ ‌​‌‍ ‌​‍ ‌‌‍ ​‌‍‌‌‌‍​‌‌‍‌​‌ ​ ​‍ ‌‌ ‌​‌‍‍​‌‍‌‌​‍ ‌‌‍​ ‌‍‍​‌‍​‌‌ ​‍‌‍‌ ‌‍‌‌​‍‌‍‌ ‌​‌ ‍‌‌ ​​‌‍‌‌​ ‌‌ ​​‌‍ ‌ ​ ‌ ‌​​‍‌‍‌ ​​‌‍​‌‌ ‌​‌‍‍​​ ‌‌‍​‍‌‍ ‌‍‌​‌ ‍‌​‍‌‌​ ‌‌‌​​‍‌‌ ‌‍‍ ‌‍‌‌‌ ‍‌​‍‌‌​ ​ ‌​‌​​‍‌‌​ ​ ‌​‌​​‍‌‌​ ​‍​ ​‍‌‍‌‌‌‍‌​​ ‌​​ ​​‌‍​ ​ ​ ‌‍​‌‌‍‌​​ ​ ‌‍​‌‌‍​‌​ ‌‍​‍‌‌​ ​‍​ ​‍​‍‌‌​ ‌‌‌​‌​​‍ ‍‌‍​ ‌‍‍​‌‍‍‌‌‍ ​‌‍‌​‌ ​‍‌‍‌‌‌‍ ‍​‍‌‌​ ‌‌‌​​‍‌‌ ‌‍‍ ‌‍‌‌‌ ‍‌​‍‌‌​ ​ ‌​‌​​‍‌‌​ ​ ‌​‌​​‍‌‌​ ​‍​ ​‍‌‍‌‌‌‍‌​‌‍‌‌​ ‍​​ ​ ‌‍‌‍‌‍‌‍​ ‌‌​ ​‌​ ​​​ ​‌​ ​‍​ ​​​‍‌‌​ ​‍​ ​‍​‍‌‌​ ‌‌‌​‌​​‍ ‍‌ ‌​‌‍‌‌‌ ‍​‌ ‌​​‍‌‍‌ ​​‌‍‌‌‌ ​‍‌ ​ ‌ ​​‌‍‌‌‌‍​ ‌ ‌​‌‍‍‌‌ ‌‍‌‍‌‌​ ‌‌ ​​‌ ‌‌‌‍​‍‌‍ ​‌‍‍‌‌ ​ ‌‍‍​‌‍‌‌‌‍‌​​‍​‍‌ ‌ Bontera products offer stability with a two-year shelf life, ensuring convenience for farmers.​​​​‌ ‍ ​‍​‍‌‍ ‌ ​‍‌‍‍‌‌‍‌ ‌‍‍‌‌‍ ‍​‍​‍​ ‍‍​‍​‍‌ ​ ‌‍​‌‌‍ ‍‌‍‍‌‌ ‌​‌ ‍‌​‍ ‍‌‍‍‌‌‍ ​‍​‍​‍ ​​‍​‍‌‍‍​‌ ​‍‌‍‌‌‌‍‌‍​‍​‍​ ‍‍​‍​‍​‍ ‌ ​ ‌ ‌​‌ ‌‌‌‍‌​‌‍‍‌‌‍ ​‍ ‌‍‍‌‌‍ ‍‌ ‌​‌‍‌‌‌‍ ‍‌ ‌​​‍ ‌‍‌‌‌‍‌​‌‍‍‌‌ ‌​​‍ ‌‍ ‌‌‍ ‌‍‌​‌‍‌‌​ ‌‌ ​​‌ ​‍‌‍‌‌‌ ​ ‌‍‌‌‌‍ ‍‌ ‌​‌‍​‌‌ ‌​‌‍‍‌‌‍ ‌‍ ‍​ ‍ ‌‍‍‌‌‍‌​​ ‌‌ ​​‌‍ ‌ ​ ‌ ‌​​‍ ‍‌ ​ ‌‍​‌​‍ ‍‌‍‌‍‌ ‌‌‌ ‌​‌ ‌‌‌ ​‍‌‍‌‌​‍ ‌‌ ​​‌ ​‍‌‍ ‌‍ ‌‍‌‍‌‍‍‌‌‍ ‍‌‍‌ ​‍ ‌‌ ‌​‌‍‍​‌‍‌‌​‍ ‌‌‍‌‍‌‍ ‌‍ ‌‍‌​‌‍​ ‌‍‍​‌‍​‌‌‍‍‌‌‍ ‍​‍ ‌‌‍​‍‌‍ ‌‍ ‍‌ ‌​‌‍‌‌‌ ​‍‌‍​‌​‍ ‌‌ ‌​‌‍ ‌​‍ ‌‌‍ ​‌‍‌‌‌‍​‌‌‍‌​‌ ​ ​‍ ‌‌ ‌​‌‍‍​‌‍‌‌​‍ ‌‌‍​ ‌‍‍​‌‍​‌‌ ​‍‌‍‌ ‌‍‌‌​ ‍ ‌ ‌​‌ ‍‌‌ ​​‌‍‌‌​ ‌‌ ​​‌‍ ‌ ​ ‌ ‌​​ ‍ ‌ ​​‌‍​‌‌ ‌​‌‍‍​​ ‌‌‍​‍‌‍ ‌‍‌​‌ ‍‌​‍‌‌​ ‌‌‌​​‍‌‌ ‌‍‍ ‌‍‌‌‌ ‍‌​‍‌‌​ ​ ‌​‌​​‍‌‌​ ​ ‌​‌​​‍‌‌​ ​‍​ ​‍‌‍‌‌‌‍‌​​ ‌​​ ​​‌‍​ ​ ​ ‌‍​‌‌‍‌​​ ​ ‌‍​‌‌‍​‌​ ‌‍​‍‌‌​ ​‍​ ​‍​‍‌‌​ ‌‌‌​‌​​‍ ‍‌‍​ ‌‍‍​‌‍‍‌‌‍ ​‌‍‌​‌ ​‍‌‍‌‌‌‍ ‍​‍‌‌​ ‌‌‌​​‍‌‌ ‌‍‍ ‌‍‌‌‌ ‍‌​‍‌‌​ ​ ‌​‌​​‍‌‌​ ​ ‌​‌​​‍‌‌​ ​‍​ ​‍‌‍‌‌‌‍‌​‌‍‌‌​ ‍​​ ​ ‌‍‌‍‌‍‌‍​ ‌‌​ ​‌​ ​​​ ​‌​ ​‍​ ​‌​‍‌‌​ ​‍​ ​‍​‍‌‌​ ‌‌‌​‌​​‍ ‍‌ ‌​‌‍‌‌‌ ‍​‌ ‌​​ ‌‍​‍‌‍​‌‌ ​ ‌‍‌‌‌‌‌‌‌ ​‍‌‍ ​​ ‌​‍‌‌​ ​‍‌​‌‍‌ ​ ‌ ‌​‌ ‌‌‌‍‌​‌‍‍‌‌‍ ​‍‌‍‌‍‍‌‌‍‌​​ ‌‌ ​​‌‍ ‌ ​ ‌ ‌​​‍ ‍‌ ​ ‌‍​‌​‍ ‍‌‍‌‍‌ ‌‌‌ ‌​‌ ‌‌‌ ​‍‌‍‌‌​‍ ‌‌ ​​‌ ​‍‌‍ ‌‍ ‌‍‌‍‌‍‍‌‌‍ ‍‌‍‌ ​‍ ‌‌ ‌​‌‍‍​‌‍‌‌​‍ ‌‌‍‌‍‌‍ ‌‍ ‌‍‌​‌‍​ ‌‍‍​‌‍​‌‌‍‍‌‌‍ ‍​‍ ‌‌‍​‍‌‍ ‌‍ ‍‌ ‌​‌‍‌‌‌ ​‍‌‍​‌​‍ ‌‌ ‌​‌‍ ‌​‍ ‌‌‍ ​‌‍‌‌‌‍​‌‌‍‌​‌ ​ ​‍ ‌‌ ‌​‌‍‍​‌‍‌‌​‍ ‌‌‍​ ‌‍‍​‌‍​‌‌ ​‍‌‍‌ ‌‍‌‌​‍‌‍‌ ‌​‌ ‍‌‌ ​​‌‍‌‌​ ‌‌ ​​‌‍ ‌ ​ ‌ ‌​​‍‌‍‌ ​​‌‍​‌‌ ‌​‌‍‍​​ ‌‌‍​‍‌‍ ‌‍‌​‌ ‍‌​‍‌‌​ ‌‌‌​​‍‌‌ ‌‍‍ ‌‍‌‌‌ ‍‌​‍‌‌​ ​ ‌​‌​​‍‌‌​ ​ ‌​‌​​‍‌‌​ ​‍​ ​‍‌‍‌‌‌‍‌​​ ‌​​ ​​‌‍​ ​ ​ ‌‍​‌‌‍‌​​ ​ ‌‍​‌‌‍​‌​ ‌‍​‍‌‌​ ​‍​ ​‍​‍‌‌​ ‌‌‌​‌​​‍ ‍‌‍​ ‌‍‍​‌‍‍‌‌‍ ​‌‍‌​‌ ​‍‌‍‌‌‌‍ ‍​‍‌‌​ ‌‌‌​​‍‌‌ ‌‍‍ ‌‍‌‌‌ ‍‌​‍‌‌​ ​ ‌​‌​​‍‌‌​ ​ ‌​‌​​‍‌‌​ ​‍​ ​‍‌‍‌‌‌‍‌​‌‍‌‌​ ‍​​ ​ ‌‍‌‍‌‍‌‍​ ‌‌​ ​‌​ ​​​ ​‌​ ​‍​ ​‌​‍‌‌​ ​‍​ ​‍​‍‌‌​ ‌‌‌​‌​​‍ ‍‌ ‌​‌‍‌‌‌ ‍​‌ ‌​​‍‌‍‌ ​​‌‍‌‌‌ ​‍‌ ​ ‌ ​​‌‍‌‌‌‍​ ‌ ‌​‌‍‍‌‌ ‌‍‌‍‌‌​ ‌‌ ​​‌ ‌‌‌‍​‍‌‍ ​‌‍‍‌‌ ​ ‌‍‍​‌‍‌‌‌‍‌​​‍​‍‌ ‌
Bontera Improves the Bottom Line​​​​‌ ‍ ​‍​‍‌‍ ‌ ​‍‌‍‍‌‌‍‌ ‌‍‍‌‌‍ ‍​‍​‍​ ‍‍​‍​‍‌ ​ ‌‍​‌‌‍ ‍‌‍‍‌‌ ‌​‌ ‍‌​‍ ‍‌‍‍‌‌‍ ​‍​‍​‍ ​​‍​‍‌‍‍​‌ ​‍‌‍‌‌‌‍‌‍​‍​‍​ ‍‍​‍​‍​‍ ‌ ​ ‌ ‌​‌ ‌‌‌‍‌​‌‍‍‌‌‍ ​‍ ‌‍‍‌‌‍ ‍‌ ‌​‌‍‌‌‌‍ ‍‌ ‌​​‍ ‌‍‌‌‌‍‌​‌‍‍‌‌ ‌​​‍ ‌‍ ‌‌‍ ‌‍‌​‌‍‌‌​ ‌‌ ​​‌ ​‍‌‍‌‌‌ ​ ‌‍‌‌‌‍ ‍‌ ‌​‌‍​‌‌ ‌​‌‍‍‌‌‍ ‌‍ ‍​ ‍ ‌‍‍‌‌‍‌​​ ‌‌ ​​‌‍ ‌ ​ ‌ ‌​​‍ ‍‌ ​ ‌‍​‌​‍ ‍‌‍‌‍‌ ‌‌‌ ‌​‌ ‌‌‌ ​‍‌‍‌‌​‍ ‌‌ ​​‌ ​‍‌‍ ‌‍ ‌‍‌‍‌‍‍‌‌‍ ‍‌‍‌ ​‍ ‌‌ ‌​‌‍‍​‌‍‌‌​‍ ‌‌‍‌‍‌‍ ‌‍ ‌‍‌​‌‍​ ‌‍‍​‌‍​‌‌‍‍‌‌‍ ‍​‍ ‌‌‍​‍‌‍ ‌‍ ‍‌ ‌​‌‍‌‌‌ ​‍‌‍​‌​‍ ‌‌ ‌​‌‍ ‌​‍ ‌‌‍ ​‌‍‌‌‌‍​‌‌‍‌​‌ ​ ​‍ ‌‌ ‌​‌‍‍​‌‍‌‌​‍ ‌‌‍​ ‌‍‍​‌‍​‌‌ ​‍‌‍‌ ‌‍‌‌​ ‍ ‌ ‌​‌ ‍‌‌ ​​‌‍‌‌​ ‌‌ ​​‌‍ ‌ ​ ‌ ‌​​ ‍ ‌ ​​‌‍​‌‌ ‌​‌‍‍​​ ‌‌‍​‍‌‍ ‌‍‌​‌ ‍‌​‍‌‌​ ‌‌‌​​‍‌‌ ‌‍‍ ‌‍‌‌‌ ‍‌​‍‌‌​ ​ ‌​‌​​‍‌‌​ ​ ‌​‌​​‍‌‌​ ​‍​ ​‍‌‍​‌‌‍‌‍​ ​ ‌‍​ ‌‍‌‌​ ‌ ​ ‍‌​ ​‌​ ‍‌‌‍‌‌​ ‌ ​ ‌​​‍‌‌​ ​‍​ ​‍​‍‌‌​ ‌‌‌​‌​​‍ ‍‌‍​ ‌‍‍​‌‍‍‌‌‍ ​‌‍‌​‌ ​‍‌‍‌‌‌‍ ‍​‍‌‌​ ‌‌‌​​‍‌‌ ‌‍‍ ‌‍‌‌‌ ‍‌​‍‌‌​ ​ ‌​‌​​‍‌‌​ ​ ‌​‌​​‍‌‌​ ​‍​ ​‍​ ‌‍‌‍​‍​ ‌‌​ ‍​​ ​​​ ​‍‌‍​‍‌‍‌‍‌‍‌​​ ‌ ‌‍‌‍‌‍‌‍​ ​​​‍‌‌​ ​‍​ ​‍​‍‌‌​ ‌‌‌​‌​​‍ ‍‌ ‌​‌‍‌‌‌ ‍​‌ ‌​​ ‌‍​‍‌‍​‌‌ ​ ‌‍‌‌‌‌‌‌‌ ​‍‌‍ ​​ ‌​‍‌‌​ ​‍‌​‌‍‌ ​ ‌ ‌​‌ ‌‌‌‍‌​‌‍‍‌‌‍ ​‍‌‍‌‍‍‌‌‍‌​​ ‌‌ ​​‌‍ ‌ ​ ‌ ‌​​‍ ‍‌ ​ ‌‍​‌​‍ ‍‌‍‌‍‌ ‌‌‌ ‌​‌ ‌‌‌ ​‍‌‍‌‌​‍ ‌‌ ​​‌ ​‍‌‍ ‌‍ ‌‍‌‍‌‍‍‌‌‍ ‍‌‍‌ ​‍ ‌‌ ‌​‌‍‍​‌‍‌‌​‍ ‌‌‍‌‍‌‍ ‌‍ ‌‍‌​‌‍​ ‌‍‍​‌‍​‌‌‍‍‌‌‍ ‍​‍ ‌‌‍​‍‌‍ ‌‍ ‍‌ ‌​‌‍‌‌‌ ​‍‌‍​‌​‍ ‌‌ ‌​‌‍ ‌​‍ ‌‌‍ ​‌‍‌‌‌‍​‌‌‍‌​‌ ​ ​‍ ‌‌ ‌​‌‍‍​‌‍‌‌​‍ ‌‌‍​ ‌‍‍​‌‍​‌‌ ​‍‌‍‌ ‌‍‌‌​‍‌‍‌ ‌​‌ ‍‌‌ ​​‌‍‌‌​ ‌‌ ​​‌‍ ‌ ​ ‌ ‌​​‍‌‍‌ ​​‌‍​‌‌ ‌​‌‍‍​​ ‌‌‍​‍‌‍ ‌‍‌​‌ ‍‌​‍‌‌​ ‌‌‌​​‍‌‌ ‌‍‍ ‌‍‌‌‌ ‍‌​‍‌‌​ ​ ‌​‌​​‍‌‌​ ​ ‌​‌​​‍‌‌​ ​‍​ ​‍‌‍​‌‌‍‌‍​ ​ ‌‍​ ‌‍‌‌​ ‌ ​ ‍‌​ ​‌​ ‍‌‌‍‌‌​ ‌ ​ ‌​​‍‌‌​ ​‍​ ​‍​‍‌‌​ ‌‌‌​‌​​‍ ‍‌‍​ ‌‍‍​‌‍‍‌‌‍ ​‌‍‌​‌ ​‍‌‍‌‌‌‍ ‍​‍‌‌​ ‌‌‌​​‍‌‌ ‌‍‍ ‌‍‌‌‌ ‍‌​‍‌‌​ ​ ‌​‌​​‍‌‌​ ​ ‌​‌​​‍‌‌​ ​‍​ ​‍​ ‌‍‌‍​‍​ ‌‌​ ‍​​ ​​​ ​‍‌‍​‍‌‍‌‍‌‍‌​​ ‌ ‌‍‌‍‌‍‌‍​ ​​​‍‌‌​ ​‍​ ​‍​‍‌‌​ ‌‌‌​‌​​‍ ‍‌ ‌​‌‍‌‌‌ ‍​‌ ‌​​‍‌‍‌ ​​‌‍‌‌‌ ​‍‌ ​ ‌ ​​‌‍‌‌‌‍​ ‌ ‌​‌‍‍‌‌ ‌‍‌‍‌‌​ ‌‌ ​​‌ ‌‌‌‍​‍‌‍ ​‌‍‍‌‌ ​ ‌‍‍​‌‍‌‌‌‍‌​​‍​‍‌ ‌
The benefits do not stop at the soil. Bontera has done trial programmes in the USA, Turkey, and South Africa for different crops. The results
speak for themselves. In the USA for corn, a standard practice of chemical inputs that costs $737 (R13 887) showed a yield of $2 024
(R38 140). However, when running on a Bontera programme at just $767 (R14 453), the yield was $2 816 (R53 064).​​​​‌ ‍ ​‍​‍‌‍ ‌ ​‍‌‍‍‌‌‍‌ ‌‍‍‌‌‍ ‍​‍​‍​ ‍‍​‍​‍‌ ​ ‌‍​‌‌‍ ‍‌‍‍‌‌ ‌​‌ ‍‌​‍ ‍‌‍‍‌‌‍ ​‍​‍​‍ ​​‍​‍‌‍‍​‌ ​‍‌‍‌‌‌‍‌‍​‍​‍​ ‍‍​‍​‍​‍ ‌ ​ ‌ ‌​‌ ‌‌‌‍‌​‌‍‍‌‌‍ ​‍ ‌‍‍‌‌‍ ‍‌ ‌​‌‍‌‌‌‍ ‍‌ ‌​​‍ ‌‍‌‌‌‍‌​‌‍‍‌‌ ‌​​‍ ‌‍ ‌‌‍ ‌‍‌​‌‍‌‌​ ‌‌ ​​‌ ​‍‌‍‌‌‌ ​ ‌‍‌‌‌‍ ‍‌ ‌​‌‍​‌‌ ‌​‌‍‍‌‌‍ ‌‍ ‍​ ‍ ‌‍‍‌‌‍‌​​ ‌‌ ​​‌‍ ‌ ​ ‌ ‌​​‍ ‍‌ ​ ‌‍​‌​‍ ‍‌‍‌‍‌ ‌‌‌ ‌​‌ ‌‌‌ ​‍‌‍‌‌​‍ ‌‌ ​​‌ ​‍‌‍ ‌‍ ‌‍‌‍‌‍‍‌‌‍ ‍‌‍‌ ​‍ ‌‌ ‌​‌‍‍​‌‍‌‌​‍ ‌‌‍‌‍‌‍ ‌‍ ‌‍‌​‌‍​ ‌‍‍​‌‍​‌‌‍‍‌‌‍ ‍​‍ ‌‌‍​‍‌‍ ‌‍ ‍‌ ‌​‌‍‌‌‌ ​‍‌‍​‌​‍ ‌‌ ‌​‌‍ ‌​‍ ‌‌‍ ​‌‍‌‌‌‍​‌‌‍‌​‌ ​ ​‍ ‌‌ ‌​‌‍‍​‌‍‌‌​‍ ‌‌‍​ ‌‍‍​‌‍​‌‌ ​‍‌‍‌ ‌‍‌‌​ ‍ ‌ ‌​‌ ‍‌‌ ​​‌‍‌‌​ ‌‌ ​​‌‍ ‌ ​ ‌ ‌​​ ‍ ‌ ​​‌‍​‌‌ ‌​‌‍‍​​ ‌‌‍​‍‌‍ ‌‍‌​‌ ‍‌​‍‌‌​ ‌‌‌​​‍‌‌ ‌‍‍ ‌‍‌‌‌ ‍‌​‍‌‌​ ​ ‌​‌​​‍‌‌​ ​ ‌​‌​​‍‌‌​ ​‍​ ​‍​ ‌‌‌‍‌‌​ ‌‌​ ‍‌​ ‌‌​ ​ ‌‍‌‍​ ​‍‌‍‌‍​ ​​​ ​​​ ​‍​‍‌‌​ ​‍​ ​‍​‍‌‌​ ‌‌‌​‌​​‍ ‍‌‍​ ‌‍‍​‌‍‍‌‌‍ ​‌‍‌​‌ ​‍‌‍‌‌‌‍ ‍​‍‌‌​ ‌‌‌​​‍‌‌ ‌‍‍ ‌‍‌‌‌ ‍‌​‍‌‌​ ​ ‌​‌​​‍‌‌​ ​ ‌​‌​​‍‌‌​ ​‍​ ​‍​ ​‌​ ‍​‌‍​‌​ ‌ ​ ‌‍‌‍‌‌‌‍‌‌​ ​‌​ ‌‍​ ‌ ​ ​‍​ ‌​​ ​​​‍‌‌​ ​‍​ ​‍​‍‌‌​ ‌‌‌​‌​​‍ ‍‌ ‌​‌‍‌‌‌ ‍​‌ ‌​​ ‌‍​‍‌‍​‌‌ ​ ‌‍‌‌‌‌‌‌‌ ​‍‌‍ ​​ ‌​‍‌‌​ ​‍‌​‌‍‌ ​ ‌ ‌​‌ ‌‌‌‍‌​‌‍‍‌‌‍ ​‍‌‍‌‍‍‌‌‍‌​​ ‌‌ ​​‌‍ ‌ ​ ‌ ‌​​‍ ‍‌ ​ ‌‍​‌​‍ ‍‌‍‌‍‌ ‌‌‌ ‌​‌ ‌‌‌ ​‍‌‍‌‌​‍ ‌‌ ​​‌ ​‍‌‍ ‌‍ ‌‍‌‍‌‍‍‌‌‍ ‍‌‍‌ ​‍ ‌‌ ‌​‌‍‍​‌‍‌‌​‍ ‌‌‍‌‍‌‍ ‌‍ ‌‍‌​‌‍​ ‌‍‍​‌‍​‌‌‍‍‌‌‍ ‍​‍ ‌‌‍​‍‌‍ ‌‍ ‍‌ ‌​‌‍‌‌‌ ​‍‌‍​‌​‍ ‌‌ ‌​‌‍ ‌​‍ ‌‌‍ ​‌‍‌‌‌‍​‌‌‍‌​‌ ​ ​‍ ‌‌ ‌​‌‍‍​‌‍‌‌​‍ ‌‌‍​ ‌‍‍​‌‍​‌‌ ​‍‌‍‌ ‌‍‌‌​‍‌‍‌ ‌​‌ ‍‌‌ ​​‌‍‌‌​ ‌‌ ​​‌‍ ‌ ​ ‌ ‌​​‍‌‍‌ ​​‌‍​‌‌ ‌​‌‍‍​​ ‌‌‍​‍‌‍ ‌‍‌​‌ ‍‌​‍‌‌​ ‌‌‌​​‍‌‌ ‌‍‍ ‌‍‌‌‌ ‍‌​‍‌‌​ ​ ‌​‌​​‍‌‌​ ​ ‌​‌​​‍‌‌​ ​‍​ ​‍​ ‌‌‌‍‌‌​ ‌‌​ ‍‌​ ‌‌​ ​ ‌‍‌‍​ ​‍‌‍‌‍​ ​​​ ​​​ ​‍​‍‌‌​ ​‍​ ​‍​‍‌‌​ ‌‌‌​‌​​‍ ‍‌‍​ ‌‍‍​‌‍‍‌‌‍ ​‌‍‌​‌ ​‍‌‍‌‌‌‍ ‍​‍‌‌​ ‌‌‌​​‍‌‌ ‌‍‍ ‌‍‌‌‌ ‍‌​‍‌‌​ ​ ‌​‌​​‍‌‌​ ​ ‌​‌​​‍‌‌​ ​‍​ ​‍​ ​‌​ ‍​‌‍​‌​ ‌ ​ ‌‍‌‍‌‌‌‍‌‌​ ​‌​ ‌‍​ ‌ ​ ​‍​ ‌​​ ​​​‍‌‌​ ​‍​ ​‍​‍‌‌​ ‌‌‌​‌​​‍ ‍‌ ‌​‌‍‌‌‌ ‍​‌ ‌​​‍‌‍‌ ​​‌‍‌‌‌ ​‍‌ ​ ‌ ​​‌‍‌‌‌‍​ ‌ ‌​‌‍‍‌‌ ‌‍‌‍‌‌​ ‌‌ ​​‌ ‌‌‌‍​‍‌‍ ​‌‍‍‌‌ ​ ‌‍‍​‌‍‌‌‌‍‌​​‍​‍‌ ‌
That means that an 8% increase in cost resulted in a 37% increase in yield.​​​​‌ ‍ ​‍​‍‌‍ ‌ ​‍‌‍‍‌‌‍‌ ‌‍‍‌‌‍ ‍​‍​‍​ ‍‍​‍​‍‌ ​ ‌‍​‌‌‍ ‍‌‍‍‌‌ ‌​‌ ‍‌​‍ ‍‌‍‍‌‌‍ ​‍​‍​‍ ​​‍​‍‌‍‍​‌ ​‍‌‍‌‌‌‍‌‍​‍​‍​ ‍‍​‍​‍​‍ ‌ ​ ‌ ‌​‌ ‌‌‌‍‌​‌‍‍‌‌‍ ​‍ ‌‍‍‌‌‍ ‍‌ ‌​‌‍‌‌‌‍ ‍‌ ‌​​‍ ‌‍‌‌‌‍‌​‌‍‍‌‌ ‌​​‍ ‌‍ ‌‌‍ ‌‍‌​‌‍‌‌​ ‌‌ ​​‌ ​‍‌‍‌‌‌ ​ ‌‍‌‌‌‍ ‍‌ ‌​‌‍​‌‌ ‌​‌‍‍‌‌‍ ‌‍ ‍​ ‍ ‌‍‍‌‌‍‌​​ ‌‌ ​​‌‍ ‌ ​ ‌ ‌​​‍ ‍‌ ​ ‌‍​‌​‍ ‍‌‍‌‍‌ ‌‌‌ ‌​‌ ‌‌‌ ​‍‌‍‌‌​‍ ‌‌ ​​‌ ​‍‌‍ ‌‍ ‌‍‌‍‌‍‍‌‌‍ ‍‌‍‌ ​‍ ‌‌ ‌​‌‍‍​‌‍‌‌​‍ ‌‌‍‌‍‌‍ ‌‍ ‌‍‌​‌‍​ ‌‍‍​‌‍​‌‌‍‍‌‌‍ ‍​‍ ‌‌‍​‍‌‍ ‌‍ ‍‌ ‌​‌‍‌‌‌ ​‍‌‍​‌​‍ ‌‌ ‌​‌‍ ‌​‍ ‌‌‍ ​‌‍‌‌‌‍​‌‌‍‌​‌ ​ ​‍ ‌‌ ‌​‌‍‍​‌‍‌‌​‍ ‌‌‍​ ‌‍‍​‌‍​‌‌ ​‍‌‍‌ ‌‍‌‌​ ‍ ‌ ‌​‌ ‍‌‌ ​​‌‍‌‌​ ‌‌ ​​‌‍ ‌ ​ ‌ ‌​​ ‍ ‌ ​​‌‍​‌‌ ‌​‌‍‍​​ ‌‌‍​‍‌‍ ‌‍‌​‌ ‍‌​‍‌‌​ ‌‌‌​​‍‌‌ ‌‍‍ ‌‍‌‌‌ ‍‌​‍‌‌​ ​ ‌​‌​​‍‌‌​ ​ ‌​‌​​‍‌‌​ ​‍​ ​‍‌‍‌‍​ ‌‍‌‍‌‌‌‍​‌​ ​‍​ ‌‌​ ‍​‌‍‌‍​ ​‌​ ‌‍​ ‌ ​ ​‌​‍‌‌​ ​‍​ ​‍​‍‌‌​ ‌‌‌​‌​​‍ ‍‌‍​ ‌‍‍​‌‍‍‌‌‍ ​‌‍‌​‌ ​‍‌‍‌‌‌‍ ‍​‍‌‌​ ‌‌‌​​‍‌‌ ‌‍‍ ‌‍‌‌‌ ‍‌​‍‌‌​ ​ ‌​‌​​‍‌‌​ ​ ‌​‌​​‍‌‌​ ​‍​ ​‍​ ​​​ ‌‍​ ​‍​ ‍​​ ​​​ ‍‌‌‍​‌​ ​‍​ ‌ ​ ​‍​ ​‌‌‍‌‌​ ​​​‍‌‌​ ​‍​ ​‍​‍‌‌​ ‌‌‌​‌​​‍ ‍‌ ‌​‌‍‌‌‌ ‍​‌ ‌​​ ‌‍​‍‌‍​‌‌ ​ ‌‍‌‌‌‌‌‌‌ ​‍‌‍ ​​ ‌​‍‌‌​ ​‍‌​‌‍‌ ​ ‌ ‌​‌ ‌‌‌‍‌​‌‍‍‌‌‍ ​‍‌‍‌‍‍‌‌‍‌​​ ‌‌ ​​‌‍ ‌ ​ ‌ ‌​​‍ ‍‌ ​ ‌‍​‌​‍ ‍‌‍‌‍‌ ‌‌‌ ‌​‌ ‌‌‌ ​‍‌‍‌‌​‍ ‌‌ ​​‌ ​‍‌‍ ‌‍ ‌‍‌‍‌‍‍‌‌‍ ‍‌‍‌ ​‍ ‌‌ ‌​‌‍‍​‌‍‌‌​‍ ‌‌‍‌‍‌‍ ‌‍ ‌‍‌​‌‍​ ‌‍‍​‌‍​‌‌‍‍‌‌‍ ‍​‍ ‌‌‍​‍‌‍ ‌‍ ‍‌ ‌​‌‍‌‌‌ ​‍‌‍​‌​‍ ‌‌ ‌​‌‍ ‌​‍ ‌‌‍ ​‌‍‌‌‌‍​‌‌‍‌​‌ ​ ​‍ ‌‌ ‌​‌‍‍​‌‍‌‌​‍ ‌‌‍​ ‌‍‍​‌‍​‌‌ ​‍‌‍‌ ‌‍‌‌​‍‌‍‌ ‌​‌ ‍‌‌ ​​‌‍‌‌​ ‌‌ ​​‌‍ ‌ ​ ‌ ‌​​‍‌‍‌ ​​‌‍​‌‌ ‌​‌‍‍​​ ‌‌‍​‍‌‍ ‌‍‌​‌ ‍‌​‍‌‌​ ‌‌‌​​‍‌‌ ‌‍‍ ‌‍‌‌‌ ‍‌​‍‌‌​ ​ ‌​‌​​‍‌‌​ ​ ‌​‌​​‍‌‌​ ​‍​ ​‍‌‍‌‍​ ‌‍‌‍‌‌‌‍​‌​ ​‍​ ‌‌​ ‍​‌‍‌‍​ ​‌​ ‌‍​ ‌ ​ ​‌​‍‌‌​ ​‍​ ​‍​‍‌‌​ ‌‌‌​‌​​‍ ‍‌‍​ ‌‍‍​‌‍‍‌‌‍ ​‌‍‌​‌ ​‍‌‍‌‌‌‍ ‍​‍‌‌​ ‌‌‌​​‍‌‌ ‌‍‍ ‌‍‌‌‌ ‍‌​‍‌‌​ ​ ‌​‌​​‍‌‌​ ​ ‌​‌​​‍‌‌​ ​‍​ ​‍​ ​​​ ‌‍​ ​‍​ ‍​​ ​​​ ‍‌‌‍​‌​ ​‍​ ‌ ​ ​‍​ ​‌‌‍‌‌​ ​​​‍‌‌​ ​‍​ ​‍​‍‌‌​ ‌‌‌​‌​​‍ ‍‌ ‌​‌‍‌‌‌ ‍​‌ ‌​​‍‌‍‌ ​​‌‍‌‌‌ ​‍‌ ​ ‌ ​​‌‍‌‌‌‍​ ‌ ‌​‌‍‍‌‌ ‌‍‌‍‌‌​ ‌‌ ​​‌ ‌‌‌‍​‍‌‍ ​‌‍‍‌‌ ​ ‌‍‍​‌‍‌‌‌‍‌​​‍​‍‌ ‌
In Turkey, the programme was for cotton, and an 8% increase in cost resulted in a 19% increase in yield. In South Africa, the first trial was
done for wheat, and a 9% decrease in cost resulted in a 34% increase in yield. The second trial was for Macadamia nuts, where a 10%
decrease in cost resulted in a staggering​​​​‌ ‍ ​‍​‍‌‍ ‌ ​‍‌‍‍‌‌‍‌ ‌‍‍‌‌‍ ‍​‍​‍​ ‍‍​‍​‍‌ ​ ‌‍​‌‌‍ ‍‌‍‍‌‌ ‌​‌ ‍‌​‍ ‍‌‍‍‌‌‍ ​‍​‍​‍ ​​‍​‍‌‍‍​‌ ​‍‌‍‌‌‌‍‌‍​‍​‍​ ‍‍​‍​‍​‍ ‌ ​ ‌ ‌​‌ ‌‌‌‍‌​‌‍‍‌‌‍ ​‍ ‌‍‍‌‌‍ ‍‌ ‌​‌‍‌‌‌‍ ‍‌ ‌​​‍ ‌‍‌‌‌‍‌​‌‍‍‌‌ ‌​​‍ ‌‍ ‌‌‍ ‌‍‌​‌‍‌‌​ ‌‌ ​​‌ ​‍‌‍‌‌‌ ​ ‌‍‌‌‌‍ ‍‌ ‌​‌‍​‌‌ ‌​‌‍‍‌‌‍ ‌‍ ‍​ ‍ ‌‍‍‌‌‍‌​​ ‌‌ ​​‌‍ ‌ ​ ‌ ‌​​‍ ‍‌ ​ ‌‍​‌​‍ ‍‌‍‌‍‌ ‌‌‌ ‌​‌ ‌‌‌ ​‍‌‍‌‌​‍ ‌‌ ​​‌ ​‍‌‍ ‌‍ ‌‍‌‍‌‍‍‌‌‍ ‍‌‍‌ ​‍ ‌‌ ‌​‌‍‍​‌‍‌‌​‍ ‌‌‍‌‍‌‍ ‌‍ ‌‍‌​‌‍​ ‌‍‍​‌‍​‌‌‍‍‌‌‍ ‍​‍ ‌‌‍​‍‌‍ ‌‍ ‍‌ ‌​‌‍‌‌‌ ​‍‌‍​‌​‍ ‌‌ ‌​‌‍ ‌​‍ ‌‌‍ ​‌‍‌‌‌‍​‌‌‍‌​‌ ​ ​‍ ‌‌ ‌​‌‍‍​‌‍‌‌​‍ ‌‌‍​ ‌‍‍​‌‍​‌‌ ​‍‌‍‌ ‌‍‌‌​ ‍ ‌ ‌​‌ ‍‌‌ ​​‌‍‌‌​ ‌‌ ​​‌‍ ‌ ​ ‌ ‌​​ ‍ ‌ ​​‌‍​‌‌ ‌​‌‍‍​​ ‌‌‍​‍‌‍ ‌‍‌​‌ ‍‌​‍‌‌​ ‌‌‌​​‍‌‌ ‌‍‍ ‌‍‌‌‌ ‍‌​‍‌‌​ ​ ‌​‌​​‍‌‌​ ​ ‌​‌​​‍‌‌​ ​‍​ ​‍‌‍‌‍‌‍​‍​ ‌‌‌‍‌‌​ ‌ ​ ‌ ‌‍​‌‌‍​‌‌‍​‌‌‍​‌‌‍​‌​ ​​​‍‌‌​ ​‍​ ​‍​‍‌‌​ ‌‌‌​‌​​‍ ‍‌‍​ ‌‍‍​‌‍‍‌‌‍ ​‌‍‌​‌ ​‍‌‍‌‌‌‍ ‍​‍‌‌​ ‌‌‌​​‍‌‌ ‌‍‍ ‌‍‌‌‌ ‍‌​‍‌‌​ ​ ‌​‌​​‍‌‌​ ​ ‌​‌​​‍‌‌​ ​‍​ ​‍​ ​ ‌‍‌​​ ‍‌‌‍​‌‌‍​‍​ ​​​ ‌‍​ ‍‌‌‍‌‌​ ‍​​ ‌‍​ ‌​​ ​​​‍‌‌​ ​‍​ ​‍​‍‌‌​ ‌‌‌​‌​​‍ ‍‌ ‌​‌‍‌‌‌ ‍​‌ ‌​​ ‌‍​‍‌‍​‌‌ ​ ‌‍‌‌‌‌‌‌‌ ​‍‌‍ ​​ ‌​‍‌‌​ ​‍‌​‌‍‌ ​ ‌ ‌​‌ ‌‌‌‍‌​‌‍‍‌‌‍ ​‍‌‍‌‍‍‌‌‍‌​​ ‌‌ ​​‌‍ ‌ ​ ‌ ‌​​‍ ‍‌ ​ ‌‍​‌​‍ ‍‌‍‌‍‌ ‌‌‌ ‌​‌ ‌‌‌ ​‍‌‍‌‌​‍ ‌‌ ​​‌ ​‍‌‍ ‌‍ ‌‍‌‍‌‍‍‌‌‍ ‍‌‍‌ ​‍ ‌‌ ‌​‌‍‍​‌‍‌‌​‍ ‌‌‍‌‍‌‍ ‌‍ ‌‍‌​‌‍​ ‌‍‍​‌‍​‌‌‍‍‌‌‍ ‍​‍ ‌‌‍​‍‌‍ ‌‍ ‍‌ ‌​‌‍‌‌‌ ​‍‌‍​‌​‍ ‌‌ ‌​‌‍ ‌​‍ ‌‌‍ ​‌‍‌‌‌‍​‌‌‍‌​‌ ​ ​‍ ‌‌ ‌​‌‍‍​‌‍‌‌​‍ ‌‌‍​ ‌‍‍​‌‍​‌‌ ​‍‌‍‌ ‌‍‌‌​‍‌‍‌ ‌​‌ ‍‌‌ ​​‌‍‌‌​ ‌‌ ​​‌‍ ‌ ​ ‌ ‌​​‍‌‍‌ ​​‌‍​‌‌ ‌​‌‍‍​​ ‌‌‍​‍‌‍ ‌‍‌​‌ ‍‌​‍‌‌​ ‌‌‌​​‍‌‌ ‌‍‍ ‌‍‌‌‌ ‍‌​‍‌‌​ ​ ‌​‌​​‍‌‌​ ​ ‌​‌​​‍‌‌​ ​‍​ ​‍‌‍‌‍‌‍​‍​ ‌‌‌‍‌‌​ ‌ ​ ‌ ‌‍​‌‌‍​‌‌‍​‌‌‍​‌‌‍​‌​ ​​​‍‌‌​ ​‍​ ​‍​‍‌‌​ ‌‌‌​‌​​‍ ‍‌‍​ ‌‍‍​‌‍‍‌‌‍ ​‌‍‌​‌ ​‍‌‍‌‌‌‍ ‍​‍‌‌​ ‌‌‌​​‍‌‌ ‌‍‍ ‌‍‌‌‌ ‍‌​‍‌‌​ ​ ‌​‌​​‍‌‌​ ​ ‌​‌​​‍‌‌​ ​‍​ ​‍​ ​ ‌‍‌​​ ‍‌‌‍​‌‌‍​‍​ ​​​ ‌‍​ ‍‌‌‍‌‌​ ‍​​ ‌‍​ ‌​​ ​​​‍‌‌​ ​‍​ ​‍​‍‌‌​ ‌‌‌​‌​​‍ ‍‌ ‌​‌‍‌‌‌ ‍​‌ ‌​​‍‌‍‌ ​​‌‍‌‌‌ ​‍‌ ​ ‌ ​​‌‍‌‌‌‍​ ‌ ‌​‌‍‍‌‌ ‌‍‌‍‌‌​ ‌‌ ​​‌ ‌‌‌‍​‍‌‍ ​‌‍‍‌‌ ​ ‌‍‍​‌‍‌‌‌‍‌​​‍​‍‌ ‌ 50% increase in yield​​​​‌ ‍ ​‍​‍‌‍ ‌ ​‍‌‍‍‌‌‍‌ ‌‍‍‌‌‍ ‍​‍​‍​ ‍‍​‍​‍‌ ​ ‌‍​‌‌‍ ‍‌‍‍‌‌ ‌​‌ ‍‌​‍ ‍‌‍‍‌‌‍ ​‍​‍​‍ ​​‍​‍‌‍‍​‌ ​‍‌‍‌‌‌‍‌‍​‍​‍​ ‍‍​‍​‍​‍ ‌ ​ ‌ ‌​‌ ‌‌‌‍‌​‌‍‍‌‌‍ ​‍ ‌‍‍‌‌‍ ‍‌ ‌​‌‍‌‌‌‍ ‍‌ ‌​​‍ ‌‍‌‌‌‍‌​‌‍‍‌‌ ‌​​‍ ‌‍ ‌‌‍ ‌‍‌​‌‍‌‌​ ‌‌ ​​‌ ​‍‌‍‌‌‌ ​ ‌‍‌‌‌‍ ‍‌ ‌​‌‍​‌‌ ‌​‌‍‍‌‌‍ ‌‍ ‍​ ‍ ‌‍‍‌‌‍‌​​ ‌‌ ​​‌‍ ‌ ​ ‌ ‌​​‍ ‍‌ ​ ‌‍​‌​‍ ‍‌‍‌‍‌ ‌‌‌ ‌​‌ ‌‌‌ ​‍‌‍‌‌​‍ ‌‌ ​​‌ ​‍‌‍ ‌‍ ‌‍‌‍‌‍‍‌‌‍ ‍‌‍‌ ​‍ ‌‌ ‌​‌‍‍​‌‍‌‌​‍ ‌‌‍‌‍‌‍ ‌‍ ‌‍‌​‌‍​ ‌‍‍​‌‍​‌‌‍‍‌‌‍ ‍​‍ ‌‌‍​‍‌‍ ‌‍ ‍‌ ‌​‌‍‌‌‌ ​‍‌‍​‌​‍ ‌‌ ‌​‌‍ ‌​‍ ‌‌‍ ​‌‍‌‌‌‍​‌‌‍‌​‌ ​ ​‍ ‌‌ ‌​‌‍‍​‌‍‌‌​‍ ‌‌‍​ ‌‍‍​‌‍​‌‌ ​‍‌‍‌ ‌‍‌‌​ ‍ ‌ ‌​‌ ‍‌‌ ​​‌‍‌‌​ ‌‌ ​​‌‍ ‌ ​ ‌ ‌​​ ‍ ‌ ​​‌‍​‌‌ ‌​‌‍‍​​ ‌‌‍​‍‌‍ ‌‍‌​‌ ‍‌​‍‌‌​ ‌‌‌​​‍‌‌ ‌‍‍ ‌‍‌‌‌ ‍‌​‍‌‌​ ​ ‌​‌​​‍‌‌​ ​ ‌​‌​​‍‌‌​ ​‍​ ​‍‌‍‌‍‌‍​‍​ ‌‌‌‍‌‌​ ‌ ​ ‌ ‌‍​‌‌‍​‌‌‍​‌‌‍​‌‌‍​‌​ ​​​‍‌‌​ ​‍​ ​‍​‍‌‌​ ‌‌‌​‌​​‍ ‍‌‍​ ‌‍‍​‌‍‍‌‌‍ ​‌‍‌​‌ ​‍‌‍‌‌‌‍ ‍​‍‌‌​ ‌‌‌​​‍‌‌ ‌‍‍ ‌‍‌‌‌ ‍‌​‍‌‌​ ​ ‌​‌​​‍‌‌​ ​ ‌​‌​​‍‌‌​ ​‍​ ​‍​ ​ ‌‍‌​​ ‍‌‌‍​‌‌‍​‍​ ​​​ ‌‍​ ‍‌‌‍‌‌​ ‍​​ ‌‍​ ‌​​ ​‌​‍‌‌​ ​‍​ ​‍​‍‌‌​ ‌‌‌​‌​​‍ ‍‌ ‌​‌‍‌‌‌ ‍​‌ ‌​​ ‌‍​‍‌‍​‌‌ ​ ‌‍‌‌‌‌‌‌‌ ​‍‌‍ ​​ ‌​‍‌‌​ ​‍‌​‌‍‌ ​ ‌ ‌​‌ ‌‌‌‍‌​‌‍‍‌‌‍ ​‍‌‍‌‍‍‌‌‍‌​​ ‌‌ ​​‌‍ ‌ ​ ‌ ‌​​‍ ‍‌ ​ ‌‍​‌​‍ ‍‌‍‌‍‌ ‌‌‌ ‌​‌ ‌‌‌ ​‍‌‍‌‌​‍ ‌‌ ​​‌ ​‍‌‍ ‌‍ ‌‍‌‍‌‍‍‌‌‍ ‍‌‍‌ ​‍ ‌‌ ‌​‌‍‍​‌‍‌‌​‍ ‌‌‍‌‍‌‍ ‌‍ ‌‍‌​‌‍​ ‌‍‍​‌‍​‌‌‍‍‌‌‍ ‍​‍ ‌‌‍​‍‌‍ ‌‍ ‍‌ ‌​‌‍‌‌‌ ​‍‌‍​‌​‍ ‌‌ ‌​‌‍ ‌​‍ ‌‌‍ ​‌‍‌‌‌‍​‌‌‍‌​‌ ​ ​‍ ‌‌ ‌​‌‍‍​‌‍‌‌​‍ ‌‌‍​ ‌‍‍​‌‍​‌‌ ​‍‌‍‌ ‌‍‌‌​‍‌‍‌ ‌​‌ ‍‌‌ ​​‌‍‌‌​ ‌‌ ​​‌‍ ‌ ​ ‌ ‌​​‍‌‍‌ ​​‌‍​‌‌ ‌​‌‍‍​​ ‌‌‍​‍‌‍ ‌‍‌​‌ ‍‌​‍‌‌​ ‌‌‌​​‍‌‌ ‌‍‍ ‌‍‌‌‌ ‍‌​‍‌‌​ ​ ‌​‌​​‍‌‌​ ​ ‌​‌​​‍‌‌​ ​‍​ ​‍‌‍‌‍‌‍​‍​ ‌‌‌‍‌‌​ ‌ ​ ‌ ‌‍​‌‌‍​‌‌‍​‌‌‍​‌‌‍​‌​ ​​​‍‌‌​ ​‍​ ​‍​‍‌‌​ ‌‌‌​‌​​‍ ‍‌‍​ ‌‍‍​‌‍‍‌‌‍ ​‌‍‌​‌ ​‍‌‍‌‌‌‍ ‍​‍‌‌​ ‌‌‌​​‍‌‌ ‌‍‍ ‌‍‌‌‌ ‍‌​‍‌‌​ ​ ‌​‌​​‍‌‌​ ​ ‌​‌​​‍‌‌​ ​‍​ ​‍​ ​ ‌‍‌​​ ‍‌‌‍​‌‌‍​‍​ ​​​ ‌‍​ ‍‌‌‍‌‌​ ‍​​ ‌‍​ ‌​​ ​‌​‍‌‌​ ​‍​ ​‍​‍‌‌​ ‌‌‌​‌​​‍ ‍‌ ‌​‌‍‌‌‌ ‍​‌ ‌​​‍‌‍‌ ​​‌‍‌‌‌ ​‍‌ ​ ‌ ​​‌‍‌‌‌‍​ ‌ ‌​‌‍‍‌‌ ‌‍‌‍‌‌​ ‌‌ ​​‌ ‌‌‌‍​‍‌‍ ​‌‍‍‌‌ ​ ‌‍‍​‌‍‌‌‌‍‌​​‍​‍‌ ‌.​​​​‌ ‍ ​‍​‍‌‍ ‌ ​‍‌‍‍‌‌‍‌ ‌‍‍‌‌‍ ‍​‍​‍​ ‍‍​‍​‍‌ ​ ‌‍​‌‌‍ ‍‌‍‍‌‌ ‌​‌ ‍‌​‍ ‍‌‍‍‌‌‍ ​‍​‍​‍ ​​‍​‍‌‍‍​‌ ​‍‌‍‌‌‌‍‌‍​‍​‍​ ‍‍​‍​‍​‍ ‌ ​ ‌ ‌​‌ ‌‌‌‍‌​‌‍‍‌‌‍ ​‍ ‌‍‍‌‌‍ ‍‌ ‌​‌‍‌‌‌‍ ‍‌ ‌​​‍ ‌‍‌‌‌‍‌​‌‍‍‌‌ ‌​​‍ ‌‍ ‌‌‍ ‌‍‌​‌‍‌‌​ ‌‌ ​​‌ ​‍‌‍‌‌‌ ​ ‌‍‌‌‌‍ ‍‌ ‌​‌‍​‌‌ ‌​‌‍‍‌‌‍ ‌‍ ‍​ ‍ ‌‍‍‌‌‍‌​​ ‌‌ ​​‌‍ ‌ ​ ‌ ‌​​‍ ‍‌ ​ ‌‍​‌​‍ ‍‌‍‌‍‌ ‌‌‌ ‌​‌ ‌‌‌ ​‍‌‍‌‌​‍ ‌‌ ​​‌ ​‍‌‍ ‌‍ ‌‍‌‍‌‍‍‌‌‍ ‍‌‍‌ ​‍ ‌‌ ‌​‌‍‍​‌‍‌‌​‍ ‌‌‍‌‍‌‍ ‌‍ ‌‍‌​‌‍​ ‌‍‍​‌‍​‌‌‍‍‌‌‍ ‍​‍ ‌‌‍​‍‌‍ ‌‍ ‍‌ ‌​‌‍‌‌‌ ​‍‌‍​‌​‍ ‌‌ ‌​‌‍ ‌​‍ ‌‌‍ ​‌‍‌‌‌‍​‌‌‍‌​‌ ​ ​‍ ‌‌ ‌​‌‍‍​‌‍‌‌​‍ ‌‌‍​ ‌‍‍​‌‍​‌‌ ​‍‌‍‌ ‌‍‌‌​ ‍ ‌ ‌​‌ ‍‌‌ ​​‌‍‌‌​ ‌‌ ​​‌‍ ‌ ​ ‌ ‌​​ ‍ ‌ ​​‌‍​‌‌ ‌​‌‍‍​​ ‌‌‍​‍‌‍ ‌‍‌​‌ ‍‌​‍‌‌​ ‌‌‌​​‍‌‌ ‌‍‍ ‌‍‌‌‌ ‍‌​‍‌‌​ ​ ‌​‌​​‍‌‌​ ​ ‌​‌​​‍‌‌​ ​‍​ ​‍‌‍‌‍‌‍​‍​ ‌‌‌‍‌‌​ ‌ ​ ‌ ‌‍​‌‌‍​‌‌‍​‌‌‍​‌‌‍​‌​ ​​​‍‌‌​ ​‍​ ​‍​‍‌‌​ ‌‌‌​‌​​‍ ‍‌‍​ ‌‍‍​‌‍‍‌‌‍ ​‌‍‌​‌ ​‍‌‍‌‌‌‍ ‍​‍‌‌​ ‌‌‌​​‍‌‌ ‌‍‍ ‌‍‌‌‌ ‍‌​‍‌‌​ ​ ‌​‌​​‍‌‌​ ​ ‌​‌​​‍‌‌​ ​‍​ ​‍​ ​ ‌‍‌​​ ‍‌‌‍​‌‌‍​‍​ ​​​ ‌‍​ ‍‌‌‍‌‌​ ‍​​ ‌‍​ ‌​​ ​‍​‍‌‌​ ​‍​ ​‍​‍‌‌​ ‌‌‌​‌​​‍ ‍‌ ‌​‌‍‌‌‌ ‍​‌ ‌​​ ‌‍​‍‌‍​‌‌ ​ ‌‍‌‌‌‌‌‌‌ ​‍‌‍ ​​ ‌​‍‌‌​ ​‍‌​‌‍‌ ​ ‌ ‌​‌ ‌‌‌‍‌​‌‍‍‌‌‍ ​‍‌‍‌‍‍‌‌‍‌​​ ‌‌ ​​‌‍ ‌ ​ ‌ ‌​​‍ ‍‌ ​ ‌‍​‌​‍ ‍‌‍‌‍‌ ‌‌‌ ‌​‌ ‌‌‌ ​‍‌‍‌‌​‍ ‌‌ ​​‌ ​‍‌‍ ‌‍ ‌‍‌‍‌‍‍‌‌‍ ‍‌‍‌ ​‍ ‌‌ ‌​‌‍‍​‌‍‌‌​‍ ‌‌‍‌‍‌‍ ‌‍ ‌‍‌​‌‍​ ‌‍‍​‌‍​‌‌‍‍‌‌‍ ‍​‍ ‌‌‍​‍‌‍ ‌‍ ‍‌ ‌​‌‍‌‌‌ ​‍‌‍​‌​‍ ‌‌ ‌​‌‍ ‌​‍ ‌‌‍ ​‌‍‌‌‌‍​‌‌‍‌​‌ ​ ​‍ ‌‌ ‌​‌‍‍​‌‍‌‌​‍ ‌‌‍​ ‌‍‍​‌‍​‌‌ ​‍‌‍‌ ‌‍‌‌​‍‌‍‌ ‌​‌ ‍‌‌ ​​‌‍‌‌​ ‌‌ ​​‌‍ ‌ ​ ‌ ‌​​‍‌‍‌ ​​‌‍​‌‌ ‌​‌‍‍​​ ‌‌‍​‍‌‍ ‌‍‌​‌ ‍‌​‍‌‌​ ‌‌‌​​‍‌‌ ‌‍‍ ‌‍‌‌‌ ‍‌​‍‌‌​ ​ ‌​‌​​‍‌‌​ ​ ‌​‌​​‍‌‌​ ​‍​ ​‍‌‍‌‍‌‍​‍​ ‌‌‌‍‌‌​ ‌ ​ ‌ ‌‍​‌‌‍​‌‌‍​‌‌‍​‌‌‍​‌​ ​​​‍‌‌​ ​‍​ ​‍​‍‌‌​ ‌‌‌​‌​​‍ ‍‌‍​ ‌‍‍​‌‍‍‌‌‍ ​‌‍‌​‌ ​‍‌‍‌‌‌‍ ‍​‍‌‌​ ‌‌‌​​‍‌‌ ‌‍‍ ‌‍‌‌‌ ‍‌​‍‌‌​ ​ ‌​‌​​‍‌‌​ ​ ‌​‌​​‍‌‌​ ​‍​ ​‍​ ​ ‌‍‌​​ ‍‌‌‍​‌‌‍​‍​ ​​​ ‌‍​ ‍‌‌‍‌‌​ ‍​​ ‌‍​ ‌​​ ​‍​‍‌‌​ ​‍​ ​‍​‍‌‌​ ‌‌‌​‌​​‍ ‍‌ ‌​‌‍‌‌‌ ‍​‌ ‌​​‍‌‍‌ ​​‌‍‌‌‌ ​‍‌ ​ ‌ ​​‌‍‌‌‌‍​ ‌ ‌​‌‍‍‌‌ ‌‍‌‍‌‌​ ‌‌ ​​‌ ‌‌‌‍​‍‌‍ ​‌‍‍‌‌ ​ ‌‍‍​‌‍‌‌‌‍‌​​‍​‍‌ ‌
Follow the Leader​​​​‌ ‍ ​‍​‍‌‍ ‌ ​‍‌‍‍‌‌‍‌ ‌‍‍‌‌‍ ‍​‍​‍​ ‍‍​‍​‍‌ ​ ‌‍​‌‌‍ ‍‌‍‍‌‌ ‌​‌ ‍‌​‍ ‍‌‍‍‌‌‍ ​‍​‍​‍ ​​‍​‍‌‍‍​‌ ​‍‌‍‌‌‌‍‌‍​‍​‍​ ‍‍​‍​‍​‍ ‌ ​ ‌ ‌​‌ ‌‌‌‍‌​‌‍‍‌‌‍ ​‍ ‌‍‍‌‌‍ ‍‌ ‌​‌‍‌‌‌‍ ‍‌ ‌​​‍ ‌‍‌‌‌‍‌​‌‍‍‌‌ ‌​​‍ ‌‍ ‌‌‍ ‌‍‌​‌‍‌‌​ ‌‌ ​​‌ ​‍‌‍‌‌‌ ​ ‌‍‌‌‌‍ ‍‌ ‌​‌‍​‌‌ ‌​‌‍‍‌‌‍ ‌‍ ‍​ ‍ ‌‍‍‌‌‍‌​​ ‌‌ ​​‌‍ ‌ ​ ‌ ‌​​‍ ‍‌ ​ ‌‍​‌​‍ ‍‌‍‌‍‌ ‌‌‌ ‌​‌ ‌‌‌ ​‍‌‍‌‌​‍ ‌‌ ​​‌ ​‍‌‍ ‌‍ ‌‍‌‍‌‍‍‌‌‍ ‍‌‍‌ ​‍ ‌‌ ‌​‌‍‍​‌‍‌‌​‍ ‌‌‍‌‍‌‍ ‌‍ ‌‍‌​‌‍​ ‌‍‍​‌‍​‌‌‍‍‌‌‍ ‍​‍ ‌‌‍​‍‌‍ ‌‍ ‍‌ ‌​‌‍‌‌‌ ​‍‌‍​‌​‍ ‌‌ ‌​‌‍ ‌​‍ ‌‌‍ ​‌‍‌‌‌‍​‌‌‍‌​‌ ​ ​‍ ‌‌ ‌​‌‍‍​‌‍‌‌​‍ ‌‌‍​ ‌‍‍​‌‍​‌‌ ​‍‌‍‌ ‌‍‌‌​ ‍ ‌ ‌​‌ ‍‌‌ ​​‌‍‌‌​ ‌‌ ​​‌‍ ‌ ​ ‌ ‌​​ ‍ ‌ ​​‌‍​‌‌ ‌​‌‍‍​​ ‌‌‍​‍‌‍ ‌‍‌​‌ ‍‌​‍‌‌​ ‌‌‌​​‍‌‌ ‌‍‍ ‌‍‌‌‌ ‍‌​‍‌‌​ ​ ‌​‌​​‍‌‌​ ​ ‌​‌​​‍‌‌​ ​‍​ ​‍​ ‍‌​ ​‌​ ​‌‌‍‌‍‌‍​‍​ ​​​ ‍​​ ​‍‌‍‌‍​ ‍​​ ‌‌​ ‍​​‍‌‌​ ​‍​ ​‍​‍‌‌​ ‌‌‌​‌​​‍ ‍‌‍​ ‌‍‍​‌‍‍‌‌‍ ​‌‍‌​‌ ​‍‌‍‌‌‌‍ ‍​‍‌‌​ ‌‌‌​​‍‌‌ ‌‍‍ ‌‍‌‌‌ ‍‌​‍‌‌​ ​ ‌​‌​​‍‌‌​ ​ ‌​‌​​‍‌‌​ ​‍​ ​‍​ ​‍​ ‍​​ ​‍‌‍‌​​ ​ ​ ​​‌‍​‌​ ​‌‌‍​‍‌‍‌​‌‍‌​​ ‌ ​ ​​​‍‌‌​ ​‍​ ​‍​‍‌‌​ ‌‌‌​‌​​‍ ‍‌ ‌​‌‍‌‌‌ ‍​‌ ‌​​ ‌‍​‍‌‍​‌‌ ​ ‌‍‌‌‌‌‌‌‌ ​‍‌‍ ​​ ‌​‍‌‌​ ​‍‌​‌‍‌ ​ ‌ ‌​‌ ‌‌‌‍‌​‌‍‍‌‌‍ ​‍‌‍‌‍‍‌‌‍‌​​ ‌‌ ​​‌‍ ‌ ​ ‌ ‌​​‍ ‍‌ ​ ‌‍​‌​‍ ‍‌‍‌‍‌ ‌‌‌ ‌​‌ ‌‌‌ ​‍‌‍‌‌​‍ ‌‌ ​​‌ ​‍‌‍ ‌‍ ‌‍‌‍‌‍‍‌‌‍ ‍‌‍‌ ​‍ ‌‌ ‌​‌‍‍​‌‍‌‌​‍ ‌‌‍‌‍‌‍ ‌‍ ‌‍‌​‌‍​ ‌‍‍​‌‍​‌‌‍‍‌‌‍ ‍​‍ ‌‌‍​‍‌‍ ‌‍ ‍‌ ‌​‌‍‌‌‌ ​‍‌‍​‌​‍ ‌‌ ‌​‌‍ ‌​‍ ‌‌‍ ​‌‍‌‌‌‍​‌‌‍‌​‌ ​ ​‍ ‌‌ ‌​‌‍‍​‌‍‌‌​‍ ‌‌‍​ ‌‍‍​‌‍​‌‌ ​‍‌‍‌ ‌‍‌‌​‍‌‍‌ ‌​‌ ‍‌‌ ​​‌‍‌‌​ ‌‌ ​​‌‍ ‌ ​ ‌ ‌​​‍‌‍‌ ​​‌‍​‌‌ ‌​‌‍‍​​ ‌‌‍​‍‌‍ ‌‍‌​‌ ‍‌​‍‌‌​ ‌‌‌​​‍‌‌ ‌‍‍ ‌‍‌‌‌ ‍‌​‍‌‌​ ​ ‌​‌​​‍‌‌​ ​ ‌​‌​​‍‌‌​ ​‍​ ​‍​ ‍‌​ ​‌​ ​‌‌‍‌‍‌‍​‍​ ​​​ ‍​​ ​‍‌‍‌‍​ ‍​​ ‌‌​ ‍​​‍‌‌​ ​‍​ ​‍​‍‌‌​ ‌‌‌​‌​​‍ ‍‌‍​ ‌‍‍​‌‍‍‌‌‍ ​‌‍‌​‌ ​‍‌‍‌‌‌‍ ‍​‍‌‌​ ‌‌‌​​‍‌‌ ‌‍‍ ‌‍‌‌‌ ‍‌​‍‌‌​ ​ ‌​‌​​‍‌‌​ ​ ‌​‌​​‍‌‌​ ​‍​ ​‍​ ​‍​ ‍​​ ​‍‌‍‌​​ ​ ​ ​​‌‍​‌​ ​‌‌‍​‍‌‍‌​‌‍‌​​ ‌ ​ ​​​‍‌‌​ ​‍​ ​‍​‍‌‌​ ‌‌‌​‌​​‍ ‍‌ ‌​‌‍‌‌‌ ‍​‌ ‌​​‍‌‍‌ ​​‌‍‌‌‌ ​‍‌ ​ ‌ ​​‌‍‌‌‌‍​ ‌ ‌​‌‍‍‌‌ ‌‍‌‍‌‌​ ‌‌ ​​‌ ‌‌‌‍​‍‌‍ ​‌‍‍‌‌ ​ ‌‍‍​‌‍‌‌‌‍‌​​‍​‍‌ ‌
In a world where the future of agriculture intersects with environmental responsibility, Bontera leads the charge in providing sustainable
farming options that will secure our planet's future.​​​​‌ ‍ ​‍​‍‌‍ ‌ ​‍‌‍‍‌‌‍‌ ‌‍‍‌‌‍ ‍​‍​‍​ ‍‍​‍​‍‌ ​ ‌‍​‌‌‍ ‍‌‍‍‌‌ ‌​‌ ‍‌​‍ ‍‌‍‍‌‌‍ ​‍​‍​‍ ​​‍​‍‌‍‍​‌ ​‍‌‍‌‌‌‍‌‍​‍​‍​ ‍‍​‍​‍​‍ ‌ ​ ‌ ‌​‌ ‌‌‌‍‌​‌‍‍‌‌‍ ​‍ ‌‍‍‌‌‍ ‍‌ ‌​‌‍‌‌‌‍ ‍‌ ‌​​‍ ‌‍‌‌‌‍‌​‌‍‍‌‌ ‌​​‍ ‌‍ ‌‌‍ ‌‍‌​‌‍‌‌​ ‌‌ ​​‌ ​‍‌‍‌‌‌ ​ ‌‍‌‌‌‍ ‍‌ ‌​‌‍​‌‌ ‌​‌‍‍‌‌‍ ‌‍ ‍​ ‍ ‌‍‍‌‌‍‌​​ ‌‌ ​​‌‍ ‌ ​ ‌ ‌​​‍ ‍‌ ​ ‌‍​‌​‍ ‍‌‍‌‍‌ ‌‌‌ ‌​‌ ‌‌‌ ​‍‌‍‌‌​‍ ‌‌ ​​‌ ​‍‌‍ ‌‍ ‌‍‌‍‌‍‍‌‌‍ ‍‌‍‌ ​‍ ‌‌ ‌​‌‍‍​‌‍‌‌​‍ ‌‌‍‌‍‌‍ ‌‍ ‌‍‌​‌‍​ ‌‍‍​‌‍​‌‌‍‍‌‌‍ ‍​‍ ‌‌‍​‍‌‍ ‌‍ ‍‌ ‌​‌‍‌‌‌ ​‍‌‍​‌​‍ ‌‌ ‌​‌‍ ‌​‍ ‌‌‍ ​‌‍‌‌‌‍​‌‌‍‌​‌ ​ ​‍ ‌‌ ‌​‌‍‍​‌‍‌‌​‍ ‌‌‍​ ‌‍‍​‌‍​‌‌ ​‍‌‍‌ ‌‍‌‌​ ‍ ‌ ‌​‌ ‍‌‌ ​​‌‍‌‌​ ‌‌ ​​‌‍ ‌ ​ ‌ ‌​​ ‍ ‌ ​​‌‍​‌‌ ‌​‌‍‍​​ ‌‌‍​‍‌‍ ‌‍‌​‌ ‍‌​‍‌‌​ ‌‌‌​​‍‌‌ ‌‍‍ ‌‍‌‌‌ ‍‌​‍‌‌​ ​ ‌​‌​​‍‌‌​ ​ ‌​‌​​‍‌‌​ ​‍​ ​‍‌‍​ ‌‍​‌​ ‌‌​ ‌​​ ​‍​ ‌ ‌‍​‍‌‍​‌​ ‌​‌‍​ ‌‍​‍‌‍‌‍​‍‌‌​ ​‍​ ​‍​‍‌‌​ ‌‌‌​‌​​‍ ‍‌‍​ ‌‍‍​‌‍‍‌‌‍ ​‌‍‌​‌ ​‍‌‍‌‌‌‍ ‍​‍‌‌​ ‌‌‌​​‍‌‌ ‌‍‍ ‌‍‌‌‌ ‍‌​‍‌‌​ ​ ‌​‌​​‍‌‌​ ​ ‌​‌​​‍‌‌​ ​‍​ ​‍​ ‌ ‌‍​ ​ ​‌‌‍‌‍‌‍‌‌​ ‍‌‌‍​‍​ ‌​​ ‍​‌‍‌​​ ‌‌​ ‌ ​ ​​​‍‌‌​ ​‍​ ​‍​‍‌‌​ ‌‌‌​‌​​‍ ‍‌ ‌​‌‍‌‌‌ ‍​‌ ‌​​ ‌‍​‍‌‍​‌‌ ​ ‌‍‌‌‌‌‌‌‌ ​‍‌‍ ​​ ‌​‍‌‌​ ​‍‌​‌‍‌ ​ ‌ ‌​‌ ‌‌‌‍‌​‌‍‍‌‌‍ ​‍‌‍‌‍‍‌‌‍‌​​ ‌‌ ​​‌‍ ‌ ​ ‌ ‌​​‍ ‍‌ ​ ‌‍​‌​‍ ‍‌‍‌‍‌ ‌‌‌ ‌​‌ ‌‌‌ ​‍‌‍‌‌​‍ ‌‌ ​​‌ ​‍‌‍ ‌‍ ‌‍‌‍‌‍‍‌‌‍ ‍‌‍‌ ​‍ ‌‌ ‌​‌‍‍​‌‍‌‌​‍ ‌‌‍‌‍‌‍ ‌‍ ‌‍‌​‌‍​ ‌‍‍​‌‍​‌‌‍‍‌‌‍ ‍​‍ ‌‌‍​‍‌‍ ‌‍ ‍‌ ‌​‌‍‌‌‌ ​‍‌‍​‌​‍ ‌‌ ‌​‌‍ ‌​‍ ‌‌‍ ​‌‍‌‌‌‍​‌‌‍‌​‌ ​ ​‍ ‌‌ ‌​‌‍‍​‌‍‌‌​‍ ‌‌‍​ ‌‍‍​‌‍​‌‌ ​‍‌‍‌ ‌‍‌‌​‍‌‍‌ ‌​‌ ‍‌‌ ​​‌‍‌‌​ ‌‌ ​​‌‍ ‌ ​ ‌ ‌​​‍‌‍‌ ​​‌‍​‌‌ ‌​‌‍‍​​ ‌‌‍​‍‌‍ ‌‍‌​‌ ‍‌​‍‌‌​ ‌‌‌​​‍‌‌ ‌‍‍ ‌‍‌‌‌ ‍‌​‍‌‌​ ​ ‌​‌​​‍‌‌​ ​ ‌​‌​​‍‌‌​ ​‍​ ​‍‌‍​ ‌‍​‌​ ‌‌​ ‌​​ ​‍​ ‌ ‌‍​‍‌‍​‌​ ‌​‌‍​ ‌‍​‍‌‍‌‍​‍‌‌​ ​‍​ ​‍​‍‌‌​ ‌‌‌​‌​​‍ ‍‌‍​ ‌‍‍​‌‍‍‌‌‍ ​‌‍‌​‌ ​‍‌‍‌‌‌‍ ‍​‍‌‌​ ‌‌‌​​‍‌‌ ‌‍‍ ‌‍‌‌‌ ‍‌​‍‌‌​ ​ ‌​‌​​‍‌‌​ ​ ‌​‌​​‍‌‌​ ​‍​ ​‍​ ‌ ‌‍​ ​ ​‌‌‍‌‍‌‍‌‌​ ‍‌‌‍​‍​ ‌​​ ‍​‌‍‌​​ ‌‌​ ‌ ​ ​​​‍‌‌​ ​‍​ ​‍​‍‌‌​ ‌‌‌​‌​​‍ ‍‌ ‌​‌‍‌‌‌ ‍​‌ ‌​​‍‌‍‌ ​​‌‍‌‌‌ ​‍‌ ​ ‌ ​​‌‍‌‌‌‍​ ‌ ‌​‌‍‍‌‌ ‌‍‌‍‌‌​ ‌‌ ​​‌ ‌‌‌‍​‍‌‍ ​‌‍‍‌‌ ​ ‌‍‍​‌‍‌‌‌‍‌​​‍​‍‌ ‌
By embracing the vision of Bontera, we can all create a more resilient agricultural landscape and preserve our environment for generations
to come.​​​​‌ ‍ ​‍​‍‌‍ ‌ ​‍‌‍‍‌‌‍‌ ‌‍‍‌‌‍ ‍​‍​‍​ ‍‍​‍​‍‌ ​ ‌‍​‌‌‍ ‍‌‍‍‌‌ ‌​‌ ‍‌​‍ ‍‌‍‍‌‌‍ ​‍​‍​‍ ​​‍​‍‌‍‍​‌ ​‍‌‍‌‌‌‍‌‍​‍​‍​ ‍‍​‍​‍​‍ ‌ ​ ‌ ‌​‌ ‌‌‌‍‌​‌‍‍‌‌‍ ​‍ ‌‍‍‌‌‍ ‍‌ ‌​‌‍‌‌‌‍ ‍‌ ‌​​‍ ‌‍‌‌‌‍‌​‌‍‍‌‌ ‌​​‍ ‌‍ ‌‌‍ ‌‍‌​‌‍‌‌​ ‌‌ ​​‌ ​‍‌‍‌‌‌ ​ ‌‍‌‌‌‍ ‍‌ ‌​‌‍​‌‌ ‌​‌‍‍‌‌‍ ‌‍ ‍​ ‍ ‌‍‍‌‌‍‌​​ ‌‌ ​​‌‍ ‌ ​ ‌ ‌​​‍ ‍‌ ​ ‌‍​‌​‍ ‍‌‍‌‍‌ ‌‌‌ ‌​‌ ‌‌‌ ​‍‌‍‌‌​‍ ‌‌ ​​‌ ​‍‌‍ ‌‍ ‌‍‌‍‌‍‍‌‌‍ ‍‌‍‌ ​‍ ‌‌ ‌​‌‍‍​‌‍‌‌​‍ ‌‌‍‌‍‌‍ ‌‍ ‌‍‌​‌‍​ ‌‍‍​‌‍​‌‌‍‍‌‌‍ ‍​‍ ‌‌‍​‍‌‍ ‌‍ ‍‌ ‌​‌‍‌‌‌ ​‍‌‍​‌​‍ ‌‌ ‌​‌‍ ‌​‍ ‌‌‍ ​‌‍‌‌‌‍​‌‌‍‌​‌ ​ ​‍ ‌‌ ‌​‌‍‍​‌‍‌‌​‍ ‌‌‍​ ‌‍‍​‌‍​‌‌ ​‍‌‍‌ ‌‍‌‌​ ‍ ‌ ‌​‌ ‍‌‌ ​​‌‍‌‌​ ‌‌ ​​‌‍ ‌ ​ ‌ ‌​​ ‍ ‌ ​​‌‍​‌‌ ‌​‌‍‍​​ ‌‌‍​‍‌‍ ‌‍‌​‌ ‍‌​‍‌‌​ ‌‌‌​​‍‌‌ ‌‍‍ ‌‍‌‌‌ ‍‌​‍‌‌​ ​ ‌​‌​​‍‌‌​ ​ ‌​‌​​‍‌‌​ ​‍​ ​‍​ ​‌‌‍‌‌​ ‌‌‌‍‌‌‌‍‌‌‌‍​‌​ ‌​​ ‌‌​ ‍‌‌‍​‌​ ‍‌‌‍‌‍​‍‌‌​ ​‍​ ​‍​‍‌‌​ ‌‌‌​‌​​‍ ‍‌‍​ ‌‍‍​‌‍‍‌‌‍ ​‌‍‌​‌ ​‍‌‍‌‌‌‍ ‍​‍‌‌​ ‌‌‌​​‍‌‌ ‌‍‍ ‌‍‌‌‌ ‍‌​‍‌‌​ ​ ‌​‌​​‍‌‌​ ​ ‌​‌​​‍‌‌​ ​‍​ ​‍‌‍​‌​ ‌‌‌‍​‌​ ‌ ​ ​​‌‍​ ​ ​ ​ ‌‍​ ‍​​ ‍‌​ ‌ ​ ​ ​ ​​​‍‌‌​ ​‍​ ​‍​‍‌‌​ ‌‌‌​‌​​‍ ‍‌ ‌​‌‍‌‌‌ ‍​‌ ‌​​ ‌‍​‍‌‍​‌‌ ​ ‌‍‌‌‌‌‌‌‌ ​‍‌‍ ​​ ‌​‍‌‌​ ​‍‌​‌‍‌ ​ ‌ ‌​‌ ‌‌‌‍‌​‌‍‍‌‌‍ ​‍‌‍‌‍‍‌‌‍‌​​ ‌‌ ​​‌‍ ‌ ​ ‌ ‌​​‍ ‍‌ ​ ‌‍​‌​‍ ‍‌‍‌‍‌ ‌‌‌ ‌​‌ ‌‌‌ ​‍‌‍‌‌​‍ ‌‌ ​​‌ ​‍‌‍ ‌‍ ‌‍‌‍‌‍‍‌‌‍ ‍‌‍‌ ​‍ ‌‌ ‌​‌‍‍​‌‍‌‌​‍ ‌‌‍‌‍‌‍ ‌‍ ‌‍‌​‌‍​ ‌‍‍​‌‍​‌‌‍‍‌‌‍ ‍​‍ ‌‌‍​‍‌‍ ‌‍ ‍‌ ‌​‌‍‌‌‌ ​‍‌‍​‌​‍ ‌‌ ‌​‌‍ ‌​‍ ‌‌‍ ​‌‍‌‌‌‍​‌‌‍‌​‌ ​ ​‍ ‌‌ ‌​‌‍‍​‌‍‌‌​‍ ‌‌‍​ ‌‍‍​‌‍​‌‌ ​‍‌‍‌ ‌‍‌‌​‍‌‍‌ ‌​‌ ‍‌‌ ​​‌‍‌‌​ ‌‌ ​​‌‍ ‌ ​ ‌ ‌​​‍‌‍‌ ​​‌‍​‌‌ ‌​‌‍‍​​ ‌‌‍​‍‌‍ ‌‍‌​‌ ‍‌​‍‌‌​ ‌‌‌​​‍‌‌ ‌‍‍ ‌‍‌‌‌ ‍‌​‍‌‌​ ​ ‌​‌​​‍‌‌​ ​ ‌​‌​​‍‌‌​ ​‍​ ​‍​ ​‌‌‍‌‌​ ‌‌‌‍‌‌‌‍‌‌‌‍​‌​ ‌​​ ‌‌​ ‍‌‌‍​‌​ ‍‌‌‍‌‍​‍‌‌​ ​‍​ ​‍​‍‌‌​ ‌‌‌​‌​​‍ ‍‌‍​ ‌‍‍​‌‍‍‌‌‍ ​‌‍‌​‌ ​‍‌‍‌‌‌‍ ‍​‍‌‌​ ‌‌‌​​‍‌‌ ‌‍‍ ‌‍‌‌‌ ‍‌​‍‌‌​ ​ ‌​‌​​‍‌‌​ ​ ‌​‌​​‍‌‌​ ​‍​ ​‍‌‍​‌​ ‌‌‌‍​‌​ ‌ ​ ​​‌‍​ ​ ​ ​ ‌‍​ ‍​​ ‍‌​ ‌ ​ ​ ​ ​​​‍‌‌​ ​‍​ ​‍​‍‌‌​ ‌‌‌​‌​​‍ ‍‌ ‌​‌‍‌‌‌ ‍​‌ ‌​​‍‌‍‌ ​​‌‍‌‌‌ ​‍‌ ​ ‌ ​​‌‍‌‌‌‍​ ‌ ‌​‌‍‍‌‌ ‌‍‌‍‌‌​ ‌‌ ​​‌ ‌‌‌‍​‍‌‍ ​‌‍‍‌‌ ​ ‌‍‍​‌‍‌‌‌‍‌​​‍​‍‌ ‌
Ready to try Bontera?
CONTACT US
About
Why Microbes Matter
Blog
Contact
Custom Blend Solutions
1400 Preston Road
Suite 340, Plano, TX
75093 USA
info@bontera.com
+1 469-626-8367